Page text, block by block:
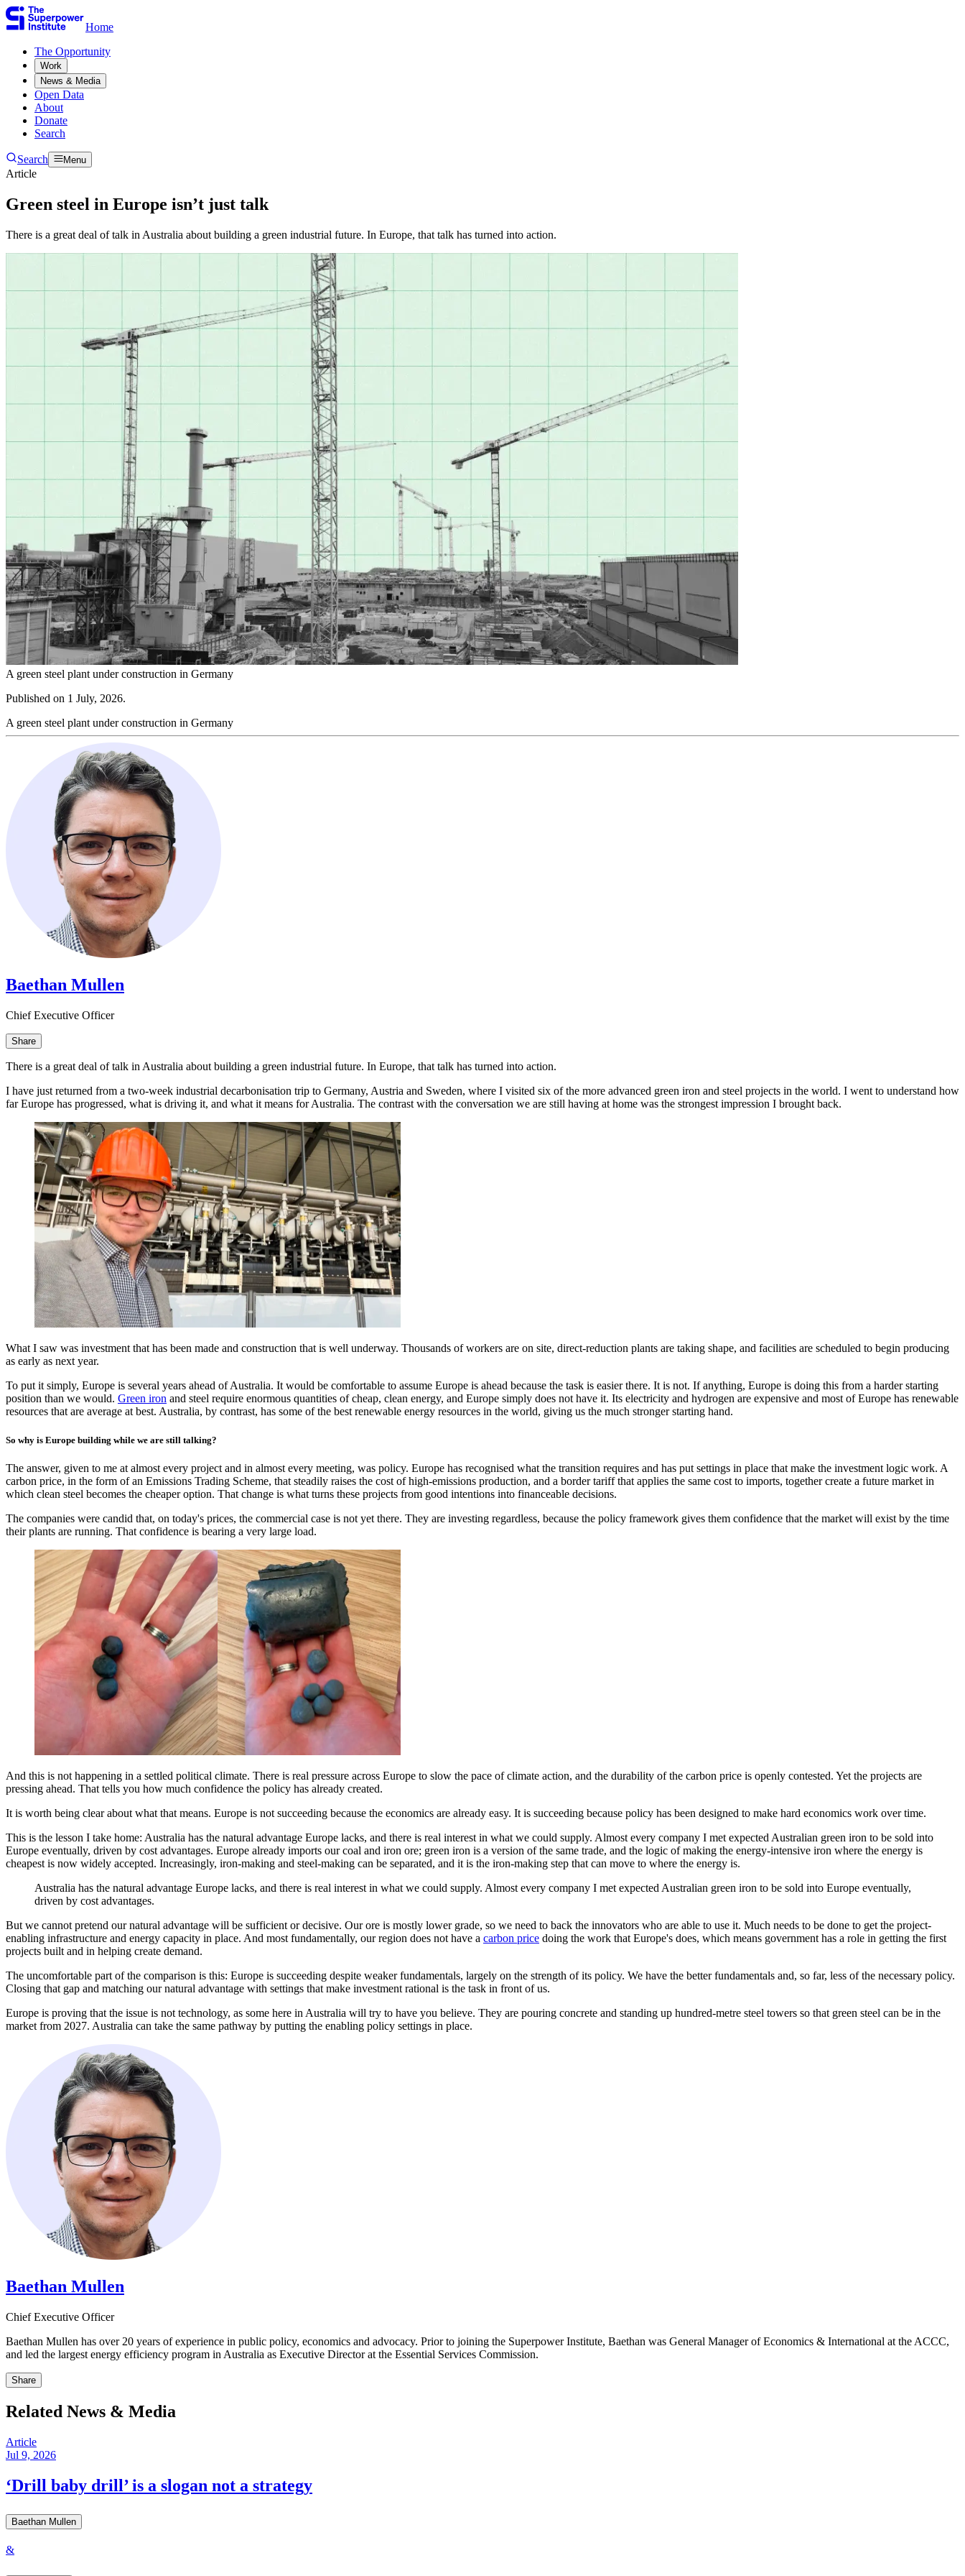
Home
The Opportunity​​​​‌ ‍ ​‍​‍‌‍ ‌ ​‍‌‍‍‌‌‍‌ ‌‍‍‌‌‍ ‍​‍​‍​ ‍‍​‍​‍‌ ​ ‌‍​‌‌‍ ‍‌‍‍‌‌ ‌​‌ ‍‌​‍ ‍‌‍‍‌‌‍ ​‍​‍​‍ ​​‍​‍‌‍‍​‌ ​‍‌‍‌‌‌‍‌‍​‍​‍​ ‍‍​‍​‍‌‍‍​‌ ‌​‌ ‌​‌ ​​​ ‍‍​‍ ​‍ ‌‍ ​‌‍ ‌‍​ ‌‍​‌‌‍ ​‌‍‍​‌‍ ‌ ​ ‌ ‌​​ ‍‍​ ​ ​ ​ ​ ​ ​ ​ ​‍ ‌‍‍‌‌‍ ‍‌ ‌​‌‍‌‌‌‍ ‍‌ ‌​​‍ ‌‍‌‌‌‍‌​‌‍‍‌‌ ‌​​‍ ‌‍ ‌‌‍ ‌‍‌​‌‍‌‌​ ‌‌ ​​‌ ​‍‌‍‌‌‌ ​ ‌‍‌‌‌‍ ‍‌ ‌​‌‍​‌‌ ‌​‌‍‍‌‌‍ ‌‍ ‍​ ‍ ‌‍‍‌‌‍‌​​ ‌​ ​‍​ ‌‍​ ‌‌​ ‌‍​ ​​‌‍‌‌​ ‍​​ ​​​‍ ‌​ ‌ ​ ‌​​ ‌‍​ ‌‌​‍ ‌​ ‌​​ ‍​​ ​ ​ ‍‌​‍ ‌​ ‍​​ ‌‍​ ​‍​ ‍‌​‍ ‌​ ‌‌​ ‌‌​ ‌ ​ ​‍‌‍‌‍​ ‍​​ ​‍​ ‍‌​ ‌‌​ ‍​​ ​​‌‍‌‌​ ‍ ‌ ‌​‌ ‍‌‌ ​​‌‍‌‌​ ‌‌ ​ ‌‍‌‌‌ ‌​‌ ‌​‌‍‍‌‌‍ ‍‌‍‌ ‌ ​ ​ ‍ ‌ ​​‌‍​‌‌ ‌​‌‍‍​​ ‌‌ ​ ‌‍‍‌‌ ‌​‌‍‌‌‌​ ‍‌‍​‌‌ ‌‍‌​‍‌‌ ‌​‌‍‌‌‌‍ ‌‌ ​ ​‍‌‌​ ‌‌‌​​‍‌‌ ‌‍‍ ‌‍‌‌‌ ‍‌​‍‌‌​ ​ ‌​‌​​‍‌‌​ ​ ‌​‌​​‍‌‌​ ​‍​ ​‍‌‍‌‌‌‍​‍‌‍‌‌‌‍​ ‌‍​‍‌‍​‌​ ​​​ ​​​ ​​​ ‌​​ ​​‌‍​ ​‍‌‌​ ​‍​ ​‍​‍‌‌​ ‌‌‌​‌​​‍ ‍‌‍ ​‌‍​‌‌‍​‍‌‍‌‌‌‍ ​​ ‌‍​‍‌‍​‌‌ ​ ‌‍‌‌‌‌‌‌‌ ​‍‌‍ ​​ ‌‌‍‍​‌ ‌​‌ ‌​‌ ​​​‍‌‌​ ​ ‌​​‌​‍‌‌​ ​‍‌​‌‍​‍‌‌​ ​‍‌​‌‍‌‍ ​‌‍ ‌‍​ ‌‍​‌‌‍ ​‌‍‍​‌‍ ‌ ​ ‌ ‌​​‍‌‌​ ​ ‌​​‌​ ​ ​ ​ ​ ​ ​ ​ ​‍‌‍‌‍‍‌‌‍‌​​ ‌​ ​‍​ ‌‍​ ‌‌​ ‌‍​ ​​‌‍‌‌​ ‍​​ ​​​‍ ‌​ ‌ ​ ‌​​ ‌‍​ ‌‌​‍ ‌​ ‌​​ ‍​​ ​ ​ ‍‌​‍ ‌​ ‍​​ ‌‍​ ​‍​ ‍‌​‍ ‌​ ‌‌​ ‌‌​ ‌ ​ ​‍‌‍‌‍​ ‍​​ ​‍​ ‍‌​ ‌‌​ ‍​​ ​​‌‍‌‌​‍‌‍‌ ‌​‌ ‍‌‌ ​​‌‍‌‌​ ‌‌ ​ ‌‍‌‌‌ ‌​‌ ‌​‌‍‍‌‌‍ ‍‌‍‌ ‌ ​ ​‍‌‍‌ ​​‌‍​‌‌ ‌​‌‍‍​​ ‌‌ ​ ‌‍‍‌‌ ‌​‌‍‌‌‌​ ‍‌‍​‌‌ ‌‍‌​‍‌‌ ‌​‌‍‌‌‌‍ ‌‌ ​ ​‍‌‌​ ‌‌‌​​‍‌‌ ‌‍‍ ‌‍‌‌‌ ‍‌​‍‌‌​ ​ ‌​‌​​‍‌‌​ ​ ‌​‌​​‍‌‌​ ​‍​ ​‍‌‍‌‌‌‍​‍‌‍‌‌‌‍​ ‌‍​‍‌‍​‌​ ​​​ ​​​ ​​​ ‌​​ ​​‌‍​ ​‍‌‌​ ​‍​ ​‍​‍‌‌​ ‌‌‌​‌​​‍ ‍‌‍ ​‌‍​‌‌‍​‍‌‍‌‌‌‍ ​​‍‌‍‌ ​​‌‍‌‌‌ ​‍‌ ​ ‌ ​​‌‍‌‌‌‍​ ‌ ‌​‌‍‍‌‌ ‌‍‌‍‌‌​ ‌‌ ​​‌ ‌‌‌‍​‍‌‍ ​‌‍‍‌‌ ​ ‌‍‍​‌‍‌‌‌‍‌​​‍​‍‌ ‌
Work​​​​‌ ‍ ​‍​‍‌‍ ‌ ​‍‌‍‍‌‌‍‌ ‌‍‍‌‌‍ ‍​‍​‍​ ‍‍​‍​‍‌ ​ ‌‍​‌‌‍ ‍‌‍‍‌‌ ‌​‌ ‍‌​‍ ‍‌‍‍‌‌‍ ​‍​‍​‍ ​​‍​‍‌‍‍​‌ ​‍‌‍‌‌‌‍‌‍​‍​‍​ ‍‍​‍​‍‌‍‍​‌ ‌​‌ ‌​‌ ​​​ ‍‍​‍ ​‍ ‌‍ ​‌‍ ‌‍​ ‌‍​‌‌‍ ​‌‍‍​‌‍ ‌ ​ ‌ ‌​​ ‍‍​ ​ ​ ​ ​ ​ ​ ​ ​‍ ‌‍‍‌‌‍ ‍‌ ‌​‌‍‌‌‌‍ ‍‌ ‌​​‍ ‌‍‌‌‌‍‌​‌‍‍‌‌ ‌​​‍ ‌‍ ‌‌‍ ‌‍‌​‌‍‌‌​ ‌‌ ​​‌ ​‍‌‍‌‌‌ ​ ‌‍‌‌‌‍ ‍‌ ‌​‌‍​‌‌ ‌​‌‍‍‌‌‍ ‌‍ ‍​ ‍ ‌‍‍‌‌‍‌​​ ‌​ ​‍​ ‌‍​ ‌‌​ ‌‍​ ​​‌‍‌‌​ ‍​​ ​​​‍ ‌​ ‌ ​ ‌​​ ‌‍​ ‌‌​‍ ‌​ ‌​​ ‍​​ ​ ​ ‍‌​‍ ‌​ ‍​​ ‌‍​ ​‍​ ‍‌​‍ ‌​ ‌‌​ ‌‌​ ‌ ​ ​‍‌‍‌‍​ ‍​​ ​‍​ ‍‌​ ‌‌​ ‍​​ ​​‌‍‌‌​ ‍ ‌ ‌​‌ ‍‌‌ ​​‌‍‌‌​ ‌‌ ​ ‌‍‌‌‌ ‌​‌ ‌​‌‍‍‌‌‍ ‍‌‍‌ ‌ ​ ​ ‍ ‌ ​​‌‍​‌‌ ‌​‌‍‍​​ ‌‌ ​ ‌‍‍‌‌ ‌​‌‍‌‌‌​ ‍‌‍​‌‌ ‌‍‌​‍‌‌ ‌​‌‍‌‌‌‍ ‌‌ ​ ​‍‌‌​ ‌‌‌​​‍‌‌ ‌‍‍ ‌‍‌‌‌ ‍‌​‍‌‌​ ​ ‌​‌​​‍‌‌​ ​ ‌​‌​​‍‌‌​ ​‍​ ​‍​ ‌‌​ ​​‌‍‌‍‌‍​‌‌‍‌​​ ‌‌​ ‌ ‌‍‌‍​ ‌ ‌‍​‌‌‍‌‌​ ​‍​ ‌ ​ ‌​‌‍‌‌​ ‍‌‌‍​ ​ ​​‌‍‌​​ ‍‌​ ​ ​ ‌‌​ ‌‌​ ​‍​ ‌ ​ ‌ ​ ‌‌‌‍‌​‌‍​‌​ ‍‌​ ​​​ ‌ ​‍‌‌​ ​‍​ ​‍​‍‌‌​ ‌‌‌​‌​​‍ ‍‌‍ ​‌‍​‌‌‍​‍‌‍‌‌‌‍ ​​ ‌‍​‍‌‍​‌‌ ​ ‌‍‌‌‌‌‌‌‌ ​‍‌‍ ​​ ‌‌‍‍​‌ ‌​‌ ‌​‌ ​​​‍‌‌​ ​ ‌​​‌​‍‌‌​ ​‍‌​‌‍​‍‌‌​ ​‍‌​‌‍‌‍ ​‌‍ ‌‍​ ‌‍​‌‌‍ ​‌‍‍​‌‍ ‌ ​ ‌ ‌​​‍‌‌​ ​ ‌​​‌​ ​ ​ ​ ​ ​ ​ ​ ​‍‌‍‌‍‍‌‌‍‌​​ ‌​ ​‍​ ‌‍​ ‌‌​ ‌‍​ ​​‌‍‌‌​ ‍​​ ​​​‍ ‌​ ‌ ​ ‌​​ ‌‍​ ‌‌​‍ ‌​ ‌​​ ‍​​ ​ ​ ‍‌​‍ ‌​ ‍​​ ‌‍​ ​‍​ ‍‌​‍ ‌​ ‌‌​ ‌‌​ ‌ ​ ​‍‌‍‌‍​ ‍​​ ​‍​ ‍‌​ ‌‌​ ‍​​ ​​‌‍‌‌​‍‌‍‌ ‌​‌ ‍‌‌ ​​‌‍‌‌​ ‌‌ ​ ‌‍‌‌‌ ‌​‌ ‌​‌‍‍‌‌‍ ‍‌‍‌ ‌ ​ ​‍‌‍‌ ​​‌‍​‌‌ ‌​‌‍‍​​ ‌‌ ​ ‌‍‍‌‌ ‌​‌‍‌‌‌​ ‍‌‍​‌‌ ‌‍‌​‍‌‌ ‌​‌‍‌‌‌‍ ‌‌ ​ ​‍‌‌​ ‌‌‌​​‍‌‌ ‌‍‍ ‌‍‌‌‌ ‍‌​‍‌‌​ ​ ‌​‌​​‍‌‌​ ​ ‌​‌​​‍‌‌​ ​‍​ ​‍​ ‌‌​ ​​‌‍‌‍‌‍​‌‌‍‌​​ ‌‌​ ‌ ‌‍‌‍​ ‌ ‌‍​‌‌‍‌‌​ ​‍​ ‌ ​ ‌​‌‍‌‌​ ‍‌‌‍​ ​ ​​‌‍‌​​ ‍‌​ ​ ​ ‌‌​ ‌‌​ ​‍​ ‌ ​ ‌ ​ ‌‌‌‍‌​‌‍​‌​ ‍‌​ ​​​ ‌ ​‍‌‌​ ​‍​ ​‍​‍‌‌​ ‌‌‌​‌​​‍ ‍‌‍ ​‌‍​‌‌‍​‍‌‍‌‌‌‍ ​​‍‌‍‌ ​​‌‍‌‌‌ ​‍‌ ​ ‌ ​​‌‍‌‌‌‍​ ‌ ‌​‌‍‍‌‌ ‌‍‌‍‌‌​ ‌‌ ​​‌ ‌‌‌‍​‍‌‍ ​‌‍‍‌‌ ​ ‌‍‍​‌‍‌‌‌‍‌​​‍​‍‌ ‌
News & Media​​​​‌ ‍ ​‍​‍‌‍ ‌ ​‍‌‍‍‌‌‍‌ ‌‍‍‌‌‍ ‍​‍​‍​ ‍‍​‍​‍‌ ​ ‌‍​‌‌‍ ‍‌‍‍‌‌ ‌​‌ ‍‌​‍ ‍‌‍‍‌‌‍ ​‍​‍​‍ ​​‍​‍‌‍‍​‌ ​‍‌‍‌‌‌‍‌‍​‍​‍​ ‍‍​‍​‍‌‍‍​‌ ‌​‌ ‌​‌ ​​​ ‍‍​‍ ​‍ ‌‍ ​‌‍ ‌‍​ ‌‍​‌‌‍ ​‌‍‍​‌‍ ‌ ​ ‌ ‌​​ ‍‍​ ​ ​ ​ ​ ​ ​ ​ ​‍ ‌‍‍‌‌‍ ‍‌ ‌​‌‍‌‌‌‍ ‍‌ ‌​​‍ ‌‍‌‌‌‍‌​‌‍‍‌‌ ‌​​‍ ‌‍ ‌‌‍ ‌‍‌​‌‍‌‌​ ‌‌ ​​‌ ​‍‌‍‌‌‌ ​ ‌‍‌‌‌‍ ‍‌ ‌​‌‍​‌‌ ‌​‌‍‍‌‌‍ ‌‍ ‍​ ‍ ‌‍‍‌‌‍‌​​ ‌​ ​‍​ ‌‍​ ‌‌​ ‌‍​ ​​‌‍‌‌​ ‍​​ ​​​‍ ‌​ ‌ ​ ‌​​ ‌‍​ ‌‌​‍ ‌​ ‌​​ ‍​​ ​ ​ ‍‌​‍ ‌​ ‍​​ ‌‍​ ​‍​ ‍‌​‍ ‌​ ‌‌​ ‌‌​ ‌ ​ ​‍‌‍‌‍​ ‍​​ ​‍​ ‍‌​ ‌‌​ ‍​​ ​​‌‍‌‌​ ‍ ‌ ‌​‌ ‍‌‌ ​​‌‍‌‌​ ‌‌ ​ ‌‍‌‌‌ ‌​‌ ‌​‌‍‍‌‌‍ ‍‌‍‌ ‌ ​ ​ ‍ ‌ ​​‌‍​‌‌ ‌​‌‍‍​​ ‌‌ ​ ‌‍‍‌‌ ‌​‌‍‌‌‌​ ‍‌‍​‌‌ ‌‍‌​‍‌‌ ‌​‌‍‌‌‌‍ ‌‌ ​ ​‍‌‌​ ‌‌‌​​‍‌‌ ‌‍‍ ‌‍‌‌‌ ‍‌​‍‌‌​ ​ ‌​‌​​‍‌‌​ ​ ‌​‌​​‍‌‌​ ​‍​ ​‍​ ​​​ ​ ​ ‌‌​ ‍‌​ ‌‍‌‍‌‌‌‍‌​‌‍‌‌​ ‍​​ ​​​ ‌ ​ ‌‌​‍‌‌​ ​‍​ ​‍​‍‌‌​ ‌‌‌​‌​​‍ ‍‌‍ ​‌‍​‌‌‍​‍‌‍‌‌‌‍ ​​ ‌‍​‍‌‍​‌‌ ​ ‌‍‌‌‌‌‌‌‌ ​‍‌‍ ​​ ‌‌‍‍​‌ ‌​‌ ‌​‌ ​​​‍‌‌​ ​ ‌​​‌​‍‌‌​ ​‍‌​‌‍​‍‌‌​ ​‍‌​‌‍‌‍ ​‌‍ ‌‍​ ‌‍​‌‌‍ ​‌‍‍​‌‍ ‌ ​ ‌ ‌​​‍‌‌​ ​ ‌​​‌​ ​ ​ ​ ​ ​ ​ ​ ​‍‌‍‌‍‍‌‌‍‌​​ ‌​ ​‍​ ‌‍​ ‌‌​ ‌‍​ ​​‌‍‌‌​ ‍​​ ​​​‍ ‌​ ‌ ​ ‌​​ ‌‍​ ‌‌​‍ ‌​ ‌​​ ‍​​ ​ ​ ‍‌​‍ ‌​ ‍​​ ‌‍​ ​‍​ ‍‌​‍ ‌​ ‌‌​ ‌‌​ ‌ ​ ​‍‌‍‌‍​ ‍​​ ​‍​ ‍‌​ ‌‌​ ‍​​ ​​‌‍‌‌​‍‌‍‌ ‌​‌ ‍‌‌ ​​‌‍‌‌​ ‌‌ ​ ‌‍‌‌‌ ‌​‌ ‌​‌‍‍‌‌‍ ‍‌‍‌ ‌ ​ ​‍‌‍‌ ​​‌‍​‌‌ ‌​‌‍‍​​ ‌‌ ​ ‌‍‍‌‌ ‌​‌‍‌‌‌​ ‍‌‍​‌‌ ‌‍‌​‍‌‌ ‌​‌‍‌‌‌‍ ‌‌ ​ ​‍‌‌​ ‌‌‌​​‍‌‌ ‌‍‍ ‌‍‌‌‌ ‍‌​‍‌‌​ ​ ‌​‌​​‍‌‌​ ​ ‌​‌​​‍‌‌​ ​‍​ ​‍​ ​​​ ​ ​ ‌‌​ ‍‌​ ‌‍‌‍‌‌‌‍‌​‌‍‌‌​ ‍​​ ​​​ ‌ ​ ‌‌​‍‌‌​ ​‍​ ​‍​‍‌‌​ ‌‌‌​‌​​‍ ‍‌‍ ​‌‍​‌‌‍​‍‌‍‌‌‌‍ ​​‍‌‍‌ ​​‌‍‌‌‌ ​‍‌ ​ ‌ ​​‌‍‌‌‌‍​ ‌ ‌​‌‍‍‌‌ ‌‍‌‍‌‌​ ‌‌ ​​‌ ‌‌‌‍​‍‌‍ ​‌‍‍‌‌ ​ ‌‍‍​‌‍‌‌‌‍‌​​‍​‍‌ ‌
Open Data​​​​‌ ‍ ​‍​‍‌‍ ‌ ​‍‌‍‍‌‌‍‌ ‌‍‍‌‌‍ ‍​‍​‍​ ‍‍​‍​‍‌ ​ ‌‍​‌‌‍ ‍‌‍‍‌‌ ‌​‌ ‍‌​‍ ‍‌‍‍‌‌‍ ​‍​‍​‍ ​​‍​‍‌‍‍​‌ ​‍‌‍‌‌‌‍‌‍​‍​‍​ ‍‍​‍​‍‌‍‍​‌ ‌​‌ ‌​‌ ​​​ ‍‍​‍ ​‍ ‌‍ ​‌‍ ‌‍​ ‌‍​‌‌‍ ​‌‍‍​‌‍ ‌ ​ ‌ ‌​​ ‍‍​ ​ ​ ​ ​ ​ ​ ​ ​‍ ‌‍‍‌‌‍ ‍‌ ‌​‌‍‌‌‌‍ ‍‌ ‌​​‍ ‌‍‌‌‌‍‌​‌‍‍‌‌ ‌​​‍ ‌‍ ‌‌‍ ‌‍‌​‌‍‌‌​ ‌‌ ​​‌ ​‍‌‍‌‌‌ ​ ‌‍‌‌‌‍ ‍‌ ‌​‌‍​‌‌ ‌​‌‍‍‌‌‍ ‌‍ ‍​ ‍ ‌‍‍‌‌‍‌​​ ‌​ ​‍​ ‌‍​ ‌‌​ ‌‍​ ​​‌‍‌‌​ ‍​​ ​​​‍ ‌​ ‌ ​ ‌​​ ‌‍​ ‌‌​‍ ‌​ ‌​​ ‍​​ ​ ​ ‍‌​‍ ‌​ ‍​​ ‌‍​ ​‍​ ‍‌​‍ ‌​ ‌‌​ ‌‌​ ‌ ​ ​‍‌‍‌‍​ ‍​​ ​‍​ ‍‌​ ‌‌​ ‍​​ ​​‌‍‌‌​ ‍ ‌ ‌​‌ ‍‌‌ ​​‌‍‌‌​ ‌‌ ​ ‌‍‌‌‌ ‌​‌ ‌​‌‍‍‌‌‍ ‍‌‍‌ ‌ ​ ​ ‍ ‌ ​​‌‍​‌‌ ‌​‌‍‍​​ ‌‌ ​ ‌‍‍‌‌ ‌​‌‍‌‌‌​ ‍‌‍​‌‌ ‌‍‌​‍‌‌ ‌​‌‍‌‌‌‍ ‌‌ ​ ​‍‌‌​ ‌‌‌​​‍‌‌ ‌‍‍ ‌‍‌‌‌ ‍‌​‍‌‌​ ​ ‌​‌​​‍‌‌​ ​ ‌​‌​​‍‌‌​ ​‍​ ​‍​ ‍​‌‍‌‍‌‍‌​​ ​ ​ ‍​‌‍​‍‌‍‌‌‌‍​ ​ ​‍‌‍​‍​ ‍‌​ ​ ​‍‌‌​ ​‍​ ​‍​‍‌‌​ ‌‌‌​‌​​‍ ‍‌‍ ​‌‍​‌‌‍​‍‌‍‌‌‌‍ ​​ ‌‍​‍‌‍​‌‌ ​ ‌‍‌‌‌‌‌‌‌ ​‍‌‍ ​​ ‌‌‍‍​‌ ‌​‌ ‌​‌ ​​​‍‌‌​ ​ ‌​​‌​‍‌‌​ ​‍‌​‌‍​‍‌‌​ ​‍‌​‌‍‌‍ ​‌‍ ‌‍​ ‌‍​‌‌‍ ​‌‍‍​‌‍ ‌ ​ ‌ ‌​​‍‌‌​ ​ ‌​​‌​ ​ ​ ​ ​ ​ ​ ​ ​‍‌‍‌‍‍‌‌‍‌​​ ‌​ ​‍​ ‌‍​ ‌‌​ ‌‍​ ​​‌‍‌‌​ ‍​​ ​​​‍ ‌​ ‌ ​ ‌​​ ‌‍​ ‌‌​‍ ‌​ ‌​​ ‍​​ ​ ​ ‍‌​‍ ‌​ ‍​​ ‌‍​ ​‍​ ‍‌​‍ ‌​ ‌‌​ ‌‌​ ‌ ​ ​‍‌‍‌‍​ ‍​​ ​‍​ ‍‌​ ‌‌​ ‍​​ ​​‌‍‌‌​‍‌‍‌ ‌​‌ ‍‌‌ ​​‌‍‌‌​ ‌‌ ​ ‌‍‌‌‌ ‌​‌ ‌​‌‍‍‌‌‍ ‍‌‍‌ ‌ ​ ​‍‌‍‌ ​​‌‍​‌‌ ‌​‌‍‍​​ ‌‌ ​ ‌‍‍‌‌ ‌​‌‍‌‌‌​ ‍‌‍​‌‌ ‌‍‌​‍‌‌ ‌​‌‍‌‌‌‍ ‌‌ ​ ​‍‌‌​ ‌‌‌​​‍‌‌ ‌‍‍ ‌‍‌‌‌ ‍‌​‍‌‌​ ​ ‌​‌​​‍‌‌​ ​ ‌​‌​​‍‌‌​ ​‍​ ​‍​ ‍​‌‍‌‍‌‍‌​​ ​ ​ ‍​‌‍​‍‌‍‌‌‌‍​ ​ ​‍‌‍​‍​ ‍‌​ ​ ​‍‌‌​ ​‍​ ​‍​‍‌‌​ ‌‌‌​‌​​‍ ‍‌‍ ​‌‍​‌‌‍​‍‌‍‌‌‌‍ ​​‍‌‍‌ ​​‌‍‌‌‌ ​‍‌ ​ ‌ ​​‌‍‌‌‌‍​ ‌ ‌​‌‍‍‌‌ ‌‍‌‍‌‌​ ‌‌ ​​‌ ‌‌‌‍​‍‌‍ ​‌‍‍‌‌ ​ ‌‍‍​‌‍‌‌‌‍‌​​‍​‍‌ ‌
About​​​​‌ ‍ ​‍​‍‌‍ ‌ ​‍‌‍‍‌‌‍‌ ‌‍‍‌‌‍ ‍​‍​‍​ ‍‍​‍​‍‌ ​ ‌‍​‌‌‍ ‍‌‍‍‌‌ ‌​‌ ‍‌​‍ ‍‌‍‍‌‌‍ ​‍​‍​‍ ​​‍​‍‌‍‍​‌ ​‍‌‍‌‌‌‍‌‍​‍​‍​ ‍‍​‍​‍‌‍‍​‌ ‌​‌ ‌​‌ ​​​ ‍‍​‍ ​‍ ‌‍ ​‌‍ ‌‍​ ‌‍​‌‌‍ ​‌‍‍​‌‍ ‌ ​ ‌ ‌​​ ‍‍​ ​ ​ ​ ​ ​ ​ ​ ​‍ ‌‍‍‌‌‍ ‍‌ ‌​‌‍‌‌‌‍ ‍‌ ‌​​‍ ‌‍‌‌‌‍‌​‌‍‍‌‌ ‌​​‍ ‌‍ ‌‌‍ ‌‍‌​‌‍‌‌​ ‌‌ ​​‌ ​‍‌‍‌‌‌ ​ ‌‍‌‌‌‍ ‍‌ ‌​‌‍​‌‌ ‌​‌‍‍‌‌‍ ‌‍ ‍​ ‍ ‌‍‍‌‌‍‌​​ ‌​ ​‍​ ‌‍​ ‌‌​ ‌‍​ ​​‌‍‌‌​ ‍​​ ​​​‍ ‌​ ‌ ​ ‌​​ ‌‍​ ‌‌​‍ ‌​ ‌​​ ‍​​ ​ ​ ‍‌​‍ ‌​ ‍​​ ‌‍​ ​‍​ ‍‌​‍ ‌​ ‌‌​ ‌‌​ ‌ ​ ​‍‌‍‌‍​ ‍​​ ​‍​ ‍‌​ ‌‌​ ‍​​ ​​‌‍‌‌​ ‍ ‌ ‌​‌ ‍‌‌ ​​‌‍‌‌​ ‌‌ ​ ‌‍‌‌‌ ‌​‌ ‌​‌‍‍‌‌‍ ‍‌‍‌ ‌ ​ ​ ‍ ‌ ​​‌‍​‌‌ ‌​‌‍‍​​ ‌‌ ​ ‌‍‍‌‌ ‌​‌‍‌‌‌​ ‍‌‍​‌‌ ‌‍‌​‍‌‌ ‌​‌‍‌‌‌‍ ‌‌ ​ ​‍‌‌​ ‌‌‌​​‍‌‌ ‌‍‍ ‌‍‌‌‌ ‍‌​‍‌‌​ ​ ‌​‌​​‍‌‌​ ​ ‌​‌​​‍‌‌​ ​‍​ ​‍​ ‌‍​ ​ ‌‍‌‌‌‍​‌‌‍​‍‌‍‌​‌‍‌‌​ ​​​ ‌‍​ ‌ ​ ‌ ​ ‌‌​‍‌‌​ ​‍​ ​‍​‍‌‌​ ‌‌‌​‌​​‍ ‍‌‍ ​‌‍​‌‌‍​‍‌‍‌‌‌‍ ​​ ‌‍​‍‌‍​‌‌ ​ ‌‍‌‌‌‌‌‌‌ ​‍‌‍ ​​ ‌‌‍‍​‌ ‌​‌ ‌​‌ ​​​‍‌‌​ ​ ‌​​‌​‍‌‌​ ​‍‌​‌‍​‍‌‌​ ​‍‌​‌‍‌‍ ​‌‍ ‌‍​ ‌‍​‌‌‍ ​‌‍‍​‌‍ ‌ ​ ‌ ‌​​‍‌‌​ ​ ‌​​‌​ ​ ​ ​ ​ ​ ​ ​ ​‍‌‍‌‍‍‌‌‍‌​​ ‌​ ​‍​ ‌‍​ ‌‌​ ‌‍​ ​​‌‍‌‌​ ‍​​ ​​​‍ ‌​ ‌ ​ ‌​​ ‌‍​ ‌‌​‍ ‌​ ‌​​ ‍​​ ​ ​ ‍‌​‍ ‌​ ‍​​ ‌‍​ ​‍​ ‍‌​‍ ‌​ ‌‌​ ‌‌​ ‌ ​ ​‍‌‍‌‍​ ‍​​ ​‍​ ‍‌​ ‌‌​ ‍​​ ​​‌‍‌‌​‍‌‍‌ ‌​‌ ‍‌‌ ​​‌‍‌‌​ ‌‌ ​ ‌‍‌‌‌ ‌​‌ ‌​‌‍‍‌‌‍ ‍‌‍‌ ‌ ​ ​‍‌‍‌ ​​‌‍​‌‌ ‌​‌‍‍​​ ‌‌ ​ ‌‍‍‌‌ ‌​‌‍‌‌‌​ ‍‌‍​‌‌ ‌‍‌​‍‌‌ ‌​‌‍‌‌‌‍ ‌‌ ​ ​‍‌‌​ ‌‌‌​​‍‌‌ ‌‍‍ ‌‍‌‌‌ ‍‌​‍‌‌​ ​ ‌​‌​​‍‌‌​ ​ ‌​‌​​‍‌‌​ ​‍​ ​‍​ ‌‍​ ​ ‌‍‌‌‌‍​‌‌‍​‍‌‍‌​‌‍‌‌​ ​​​ ‌‍​ ‌ ​ ‌ ​ ‌‌​‍‌‌​ ​‍​ ​‍​‍‌‌​ ‌‌‌​‌​​‍ ‍‌‍ ​‌‍​‌‌‍​‍‌‍‌‌‌‍ ​​‍‌‍‌ ​​‌‍‌‌‌ ​‍‌ ​ ‌ ​​‌‍‌‌‌‍​ ‌ ‌​‌‍‍‌‌ ‌‍‌‍‌‌​ ‌‌ ​​‌ ‌‌‌‍​‍‌‍ ​‌‍‍‌‌ ​ ‌‍‍​‌‍‌‌‌‍‌​​‍​‍‌ ‌
Donate​​​​‌ ‍ ​‍​‍‌‍ ‌ ​‍‌‍‍‌‌‍‌ ‌‍‍‌‌‍ ‍​‍​‍​ ‍‍​‍​‍‌ ​ ‌‍​‌‌‍ ‍‌‍‍‌‌ ‌​‌ ‍‌​‍ ‍‌‍‍‌‌‍ ​‍​‍​‍ ​​‍​‍‌‍‍​‌ ​‍‌‍‌‌‌‍‌‍​‍​‍​ ‍‍​‍​‍‌‍‍​‌ ‌​‌ ‌​‌ ​​​ ‍‍​‍ ​‍ ‌‍ ​‌‍ ‌‍​ ‌‍​‌‌‍ ​‌‍‍​‌‍ ‌ ​ ‌ ‌​​ ‍‍​ ​ ​ ​ ​ ​ ​ ​ ​‍ ‌‍‍‌‌‍ ‍‌ ‌​‌‍‌‌‌‍ ‍‌ ‌​​‍ ‌‍‌‌‌‍‌​‌‍‍‌‌ ‌​​‍ ‌‍ ‌‌‍ ‌‍‌​‌‍‌‌​ ‌‌ ​​‌ ​‍‌‍‌‌‌ ​ ‌‍‌‌‌‍ ‍‌ ‌​‌‍​‌‌ ‌​‌‍‍‌‌‍ ‌‍ ‍​ ‍ ‌‍‍‌‌‍‌​​ ‌​ ​‍​ ‌‍​ ‌‌​ ‌‍​ ​​‌‍‌‌​ ‍​​ ​​​‍ ‌​ ‌ ​ ‌​​ ‌‍​ ‌‌​‍ ‌​ ‌​​ ‍​​ ​ ​ ‍‌​‍ ‌​ ‍​​ ‌‍​ ​‍​ ‍‌​‍ ‌​ ‌‌​ ‌‌​ ‌ ​ ​‍‌‍‌‍​ ‍​​ ​‍​ ‍‌​ ‌‌​ ‍​​ ​​‌‍‌‌​ ‍ ‌ ‌​‌ ‍‌‌ ​​‌‍‌‌​ ‌‌ ​ ‌‍‌‌‌ ‌​‌ ‌​‌‍‍‌‌‍ ‍‌‍‌ ‌ ​ ​ ‍ ‌ ​​‌‍​‌‌ ‌​‌‍‍​​ ‌‌ ​ ‌‍‍‌‌ ‌​‌‍‌‌‌​ ‍‌‍​‌‌ ‌‍‌​‍‌‌ ‌​‌‍‌‌‌‍ ‌‌ ​ ​‍‌‌​ ‌‌‌​​‍‌‌ ‌‍‍ ‌‍‌‌‌ ‍‌​‍‌‌​ ​ ‌​‌​​‍‌‌​ ​ ‌​‌​​‍‌‌​ ​‍​ ​‍​ ‌​​ ‍‌​ ‌‍​ ​ ​ ‍​‌‍​ ​ ‌‌​ ​‍‌‍‌‌​ ​‍​ ‌‌‌‍‌‌​‍‌‌​ ​‍​ ​‍​‍‌‌​ ‌‌‌​‌​​‍ ‍‌‍ ​‌‍​‌‌‍​‍‌‍‌‌‌‍ ​​ ‌‍​‍‌‍​‌‌ ​ ‌‍‌‌‌‌‌‌‌ ​‍‌‍ ​​ ‌‌‍‍​‌ ‌​‌ ‌​‌ ​​​‍‌‌​ ​ ‌​​‌​‍‌‌​ ​‍‌​‌‍​‍‌‌​ ​‍‌​‌‍‌‍ ​‌‍ ‌‍​ ‌‍​‌‌‍ ​‌‍‍​‌‍ ‌ ​ ‌ ‌​​‍‌‌​ ​ ‌​​‌​ ​ ​ ​ ​ ​ ​ ​ ​‍‌‍‌‍‍‌‌‍‌​​ ‌​ ​‍​ ‌‍​ ‌‌​ ‌‍​ ​​‌‍‌‌​ ‍​​ ​​​‍ ‌​ ‌ ​ ‌​​ ‌‍​ ‌‌​‍ ‌​ ‌​​ ‍​​ ​ ​ ‍‌​‍ ‌​ ‍​​ ‌‍​ ​‍​ ‍‌​‍ ‌​ ‌‌​ ‌‌​ ‌ ​ ​‍‌‍‌‍​ ‍​​ ​‍​ ‍‌​ ‌‌​ ‍​​ ​​‌‍‌‌​‍‌‍‌ ‌​‌ ‍‌‌ ​​‌‍‌‌​ ‌‌ ​ ‌‍‌‌‌ ‌​‌ ‌​‌‍‍‌‌‍ ‍‌‍‌ ‌ ​ ​‍‌‍‌ ​​‌‍​‌‌ ‌​‌‍‍​​ ‌‌ ​ ‌‍‍‌‌ ‌​‌‍‌‌‌​ ‍‌‍​‌‌ ‌‍‌​‍‌‌ ‌​‌‍‌‌‌‍ ‌‌ ​ ​‍‌‌​ ‌‌‌​​‍‌‌ ‌‍‍ ‌‍‌‌‌ ‍‌​‍‌‌​ ​ ‌​‌​​‍‌‌​ ​ ‌​‌​​‍‌‌​ ​‍​ ​‍​ ‌​​ ‍‌​ ‌‍​ ​ ​ ‍​‌‍​ ​ ‌‌​ ​‍‌‍‌‌​ ​‍​ ‌‌‌‍‌‌​‍‌‌​ ​‍​ ​‍​‍‌‌​ ‌‌‌​‌​​‍ ‍‌‍ ​‌‍​‌‌‍​‍‌‍‌‌‌‍ ​​‍‌‍‌ ​​‌‍‌‌‌ ​‍‌ ​ ‌ ​​‌‍‌‌‌‍​ ‌ ‌​‌‍‍‌‌ ‌‍‌‍‌‌​ ‌‌ ​​‌ ‌‌‌‍​‍‌‍ ​‌‍‍‌‌ ​ ‌‍‍​‌‍‌‌‌‍‌​​‍​‍‌ ‌
Search
Search Menu
Article
Green steel in Europe isn’t just talk​​​​‌ ‍ ​‍​‍‌‍ ‌ ​‍‌‍‍‌‌‍‌ ‌‍‍‌‌‍ ‍​‍​‍​ ‍‍​‍​‍‌ ​ ‌‍​‌‌‍ ‍‌‍‍‌‌ ‌​‌ ‍‌​‍ ‍‌‍‍‌‌‍ ​‍​‍​‍ ​​‍​‍‌‍‍​‌ ​‍‌‍‌‌‌‍‌‍​‍​‍​ ‍‍​‍​‍‌‍‍​‌ ‌​‌ ‌​‌ ​​​ ‍‍​‍ ​‍ ‌‍ ​‌‍ ‌‍​ ‌‍​‌‌‍ ​‌‍‍​‌‍ ‌ ​ ‌ ‌​​ ‍‍​ ​ ​ ​ ​ ​ ​ ​ ​‍ ‌‍‍‌‌‍ ‍‌ ‌​‌‍‌‌‌‍ ‍‌ ‌​​‍ ‌‍‌‌‌‍‌​‌‍‍‌‌ ‌​​‍ ‌‍ ‌‌‍ ‌‍‌​‌‍‌‌​ ‌‌ ​​‌ ​‍‌‍‌‌‌ ​ ‌‍‌‌‌‍ ‍‌ ‌​‌‍​‌‌ ‌​‌‍‍‌‌‍ ‌‍ ‍​ ‍ ‌‍‍‌‌‍‌​​ ‌​ ‌ ​ ‌‍​ ​ ​ ‌‌‌‍‌‌​ ​‌​ ‍​‌‍‌‍​‍ ‌‌‍‌‌​ ​​​ ​‌​ ‌ ​‍ ‌​ ‌​‌‍​ ‌‍‌​​ ‍​​‍ ‌​ ‍‌‌‍‌‍‌‍‌​​ ‌ ​‍ ‌‌‍‌‍​ ​‍​ ‌ ​ ​ ​ ​‍​ ‍​​ ​​​ ‍‌​ ​​​ ‌ ‌‍‌‍‌‍​‌​ ‍ ‌ ‌​‌ ‍‌‌ ​​‌‍‌‌​ ‌‌‍ ‍‌‍‌‌‌ ‌ ‌ ​ ​ ‍ ‌ ​​‌‍​‌‌ ‌​‌‍‍​​ ‌‌ ‌​‌‍‍‌‌ ‌​‌‍ ​‌‍‌‌​ ‌‍​‍‌‍​‌‌ ​ ‌‍‌‌‌‌‌‌‌ ​‍‌‍ ​​ ‌‌‍‍​‌ ‌​‌ ‌​‌ ​​​‍‌‌​ ​ ‌​​‌​‍‌‌​ ​‍‌​‌‍​‍‌‌​ ​‍‌​‌‍‌‍ ​‌‍ ‌‍​ ‌‍​‌‌‍ ​‌‍‍​‌‍ ‌ ​ ‌ ‌​​‍‌‌​ ​ ‌​​‌​ ​ ​ ​ ​ ​ ​ ​ ​‍‌‍‌‍‍‌‌‍‌​​ ‌​ ‌ ​ ‌‍​ ​ ​ ‌‌‌‍‌‌​ ​‌​ ‍​‌‍‌‍​‍ ‌‌‍‌‌​ ​​​ ​‌​ ‌ ​‍ ‌​ ‌​‌‍​ ‌‍‌​​ ‍​​‍ ‌​ ‍‌‌‍‌‍‌‍‌​​ ‌ ​‍ ‌‌‍‌‍​ ​‍​ ‌ ​ ​ ​ ​‍​ ‍​​ ​​​ ‍‌​ ​​​ ‌ ‌‍‌‍‌‍​‌​‍‌‍‌ ‌​‌ ‍‌‌ ​​‌‍‌‌​ ‌‌‍ ‍‌‍‌‌‌ ‌ ‌ ​ ​‍‌‍‌ ​​‌‍​‌‌ ‌​‌‍‍​​ ‌‌ ‌​‌‍‍‌‌ ‌​‌‍ ​‌‍‌‌​‍‌‍‌ ​​‌‍‌‌‌ ​‍‌ ​ ‌ ​​‌‍‌‌‌‍​ ‌ ‌​‌‍‍‌‌ ‌‍‌‍‌‌​ ‌‌ ​​‌ ‌‌‌‍​‍‌‍ ​‌‍‍‌‌ ​ ‌‍‍​‌‍‌‌‌‍‌​​‍​‍‌ ‌
There is a great deal of talk in Australia about building a green industrial future. In Europe, that talk has turned into action.​​​​‌ ‍ ​‍​‍‌‍ ‌ ​‍‌‍‍‌‌‍‌ ‌‍‍‌‌‍ ‍​‍​‍​ ‍‍​‍​‍‌ ​ ‌‍​‌‌‍ ‍‌‍‍‌‌ ‌​‌ ‍‌​‍ ‍‌‍‍‌‌‍ ​‍​‍​‍ ​​‍​‍‌‍‍​‌ ​‍‌‍‌‌‌‍‌‍​‍​‍​ ‍‍​‍​‍‌‍‍​‌ ‌​‌ ‌​‌ ​​​ ‍‍​‍ ​‍ ‌‍ ​‌‍ ‌‍​ ‌‍​‌‌‍ ​‌‍‍​‌‍ ‌ ​ ‌ ‌​​ ‍‍​ ​ ​ ​ ​ ​ ​ ​ ​‍ ‌‍‍‌‌‍ ‍‌ ‌​‌‍‌‌‌‍ ‍‌ ‌​​‍ ‌‍‌‌‌‍‌​‌‍‍‌‌ ‌​​‍ ‌‍ ‌‌‍ ‌‍‌​‌‍‌‌​ ‌‌ ​​‌ ​‍‌‍‌‌‌ ​ ‌‍‌‌‌‍ ‍‌ ‌​‌‍​‌‌ ‌​‌‍‍‌‌‍ ‌‍ ‍​ ‍ ‌‍‍‌‌‍‌​​ ‌​ ‌ ​ ‌‍​ ​ ​ ‌‌‌‍‌‌​ ​‌​ ‍​‌‍‌‍​‍ ‌‌‍‌‌​ ​​​ ​‌​ ‌ ​‍ ‌​ ‌​‌‍​ ‌‍‌​​ ‍​​‍ ‌​ ‍‌‌‍‌‍‌‍‌​​ ‌ ​‍ ‌‌‍‌‍​ ​‍​ ‌ ​ ​ ​ ​‍​ ‍​​ ​​​ ‍‌​ ​​​ ‌ ‌‍‌‍‌‍​‌​ ‍ ‌ ‌​‌ ‍‌‌ ​​‌‍‌‌​ ‌‌‍ ‍‌‍‌‌‌ ‌ ‌ ​ ​ ‍ ‌ ​​‌‍​‌‌ ‌​‌‍‍​​ ‌‌‍‌​‌‍‌‌‌ ​ ‌‍​ ‌ ​‍‌‍‍‌‌ ​​‌ ‌​‌‍‍‌‌‍ ‌‍ ‍​‍‌‌​ ‌‌‌​​‍‌‌ ‌‍‍ ‌‍‌‌‌ ‍‌​‍‌‌​ ​ ‌​‌​​‍‌‌​ ​ ‌​‌​​‍‌‌​ ​‍​ ​‍​ ‍‌‌‍​‍‌‍‌‌​ ‌ ​ ​‍​ ​​‌‍​‌​ ​‌​ ​ ‌‍‌‌‌‍​ ​ ​ ​‍‌‌​ ​‍​ ​‍​‍‌‌​ ‌‌‌​‌​​‍ ‍‌‍​ ‌‍‍​‌‍‍‌‌‍ ​‌‍‌​‌ ​‍‌‍‌‌‌‍ ‍​‍‌‌​ ‌‌‌​​‍‌‌ ‌‍‍ ‌‍‌‌‌ ‍‌​‍‌‌​ ​ ‌​‌​​‍‌‌​ ​ ‌​‌​​‍‌‌​ ​‍​ ​‍‌‍‌​​ ‌‍‌‍‌‍​ ​​​ ‍‌​ ‍​‌‍​‌​ ​​​ ‌‍​ ‌ ​ ‌‍​ ‍​​‍‌‌​ ​‍​ ​‍​‍‌‌​ ‌‌‌​‌​​‍ ‍‌ ‌​‌‍‌‌‌ ‍​‌ ‌​​ ‌‍​‍‌‍​‌‌ ​ ‌‍‌‌‌‌‌‌‌ ​‍‌‍ ​​ ‌‌‍‍​‌ ‌​‌ ‌​‌ ​​​‍‌‌​ ​ ‌​​‌​‍‌‌​ ​‍‌​‌‍​‍‌‌​ ​‍‌​‌‍‌‍ ​‌‍ ‌‍​ ‌‍​‌‌‍ ​‌‍‍​‌‍ ‌ ​ ‌ ‌​​‍‌‌​ ​ ‌​​‌​ ​ ​ ​ ​ ​ ​ ​ ​‍‌‍‌‍‍‌‌‍‌​​ ‌​ ‌ ​ ‌‍​ ​ ​ ‌‌‌‍‌‌​ ​‌​ ‍​‌‍‌‍​‍ ‌‌‍‌‌​ ​​​ ​‌​ ‌ ​‍ ‌​ ‌​‌‍​ ‌‍‌​​ ‍​​‍ ‌​ ‍‌‌‍‌‍‌‍‌​​ ‌ ​‍ ‌‌‍‌‍​ ​‍​ ‌ ​ ​ ​ ​‍​ ‍​​ ​​​ ‍‌​ ​​​ ‌ ‌‍‌‍‌‍​‌​‍‌‍‌ ‌​‌ ‍‌‌ ​​‌‍‌‌​ ‌‌‍ ‍‌‍‌‌‌ ‌ ‌ ​ ​‍‌‍‌ ​​‌‍​‌‌ ‌​‌‍‍​​ ‌‌‍‌​‌‍‌‌‌ ​ ‌‍​ ‌ ​‍‌‍‍‌‌ ​​‌ ‌​‌‍‍‌‌‍ ‌‍ ‍​‍‌‌​ ‌‌‌​​‍‌‌ ‌‍‍ ‌‍‌‌‌ ‍‌​‍‌‌​ ​ ‌​‌​​‍‌‌​ ​ ‌​‌​​‍‌‌​ ​‍​ ​‍​ ‍‌‌‍​‍‌‍‌‌​ ‌ ​ ​‍​ ​​‌‍​‌​ ​‌​ ​ ‌‍‌‌‌‍​ ​ ​ ​‍‌‌​ ​‍​ ​‍​‍‌‌​ ‌‌‌​‌​​‍ ‍‌‍​ ‌‍‍​‌‍‍‌‌‍ ​‌‍‌​‌ ​‍‌‍‌‌‌‍ ‍​‍‌‌​ ‌‌‌​​‍‌‌ ‌‍‍ ‌‍‌‌‌ ‍‌​‍‌‌​ ​ ‌​‌​​‍‌‌​ ​ ‌​‌​​‍‌‌​ ​‍​ ​‍‌‍‌​​ ‌‍‌‍‌‍​ ​​​ ‍‌​ ‍​‌‍​‌​ ​​​ ‌‍​ ‌ ​ ‌‍​ ‍​​‍‌‌​ ​‍​ ​‍​‍‌‌​ ‌‌‌​‌​​‍ ‍‌ ‌​‌‍‌‌‌ ‍​‌ ‌​​‍‌‍‌ ​​‌‍‌‌‌ ​‍‌ ​ ‌ ​​‌‍‌‌‌‍​ ‌ ‌​‌‍‍‌‌ ‌‍‌‍‌‌​ ‌‌ ​​‌ ‌‌‌‍​‍‌‍ ​‌‍‍‌‌ ​ ‌‍‍​‌‍‌‌‌‍‌​​‍​‍‌ ‌
A green steel plant under construction in Germany​​​​‌ ‍ ​‍​‍‌‍ ‌ ​‍‌‍‍‌‌‍‌ ‌‍‍‌‌‍ ‍​‍​‍​ ‍‍​‍​‍‌ ​ ‌‍​‌‌‍ ‍‌‍‍‌‌ ‌​‌ ‍‌​‍ ‍‌‍‍‌‌‍ ​‍​‍​‍ ​​‍​‍‌‍‍​‌ ​‍‌‍‌‌‌‍‌‍​‍​‍​ ‍‍​‍​‍‌‍‍​‌ ‌​‌ ‌​‌ ​​​ ‍‍​‍ ​‍ ‌‍ ​‌‍ ‌‍​ ‌‍​‌‌‍ ​‌‍‍​‌‍ ‌ ​ ‌ ‌​​ ‍‍​ ​ ​ ​ ​ ​ ​ ​ ​‍ ‌‍‍‌‌‍ ‍‌ ‌​‌‍‌‌‌‍ ‍‌ ‌​​‍ ‌‍‌‌‌‍‌​‌‍‍‌‌ ‌​​‍ ‌‍ ‌‌‍ ‌‍‌​‌‍‌‌​ ‌‌ ​​‌ ​‍‌‍‌‌‌ ​ ‌‍‌‌‌‍ ‍‌ ‌​‌‍​‌‌ ‌​‌‍‍‌‌‍ ‌‍ ‍​ ‍ ‌‍‍‌‌‍‌​​ ‌​ ‌ ​ ‌‍​ ​ ​ ‌‌‌‍‌‌​ ​‌​ ‍​‌‍‌‍​‍ ‌‌‍‌‌​ ​​​ ​‌​ ‌ ​‍ ‌​ ‌​‌‍​ ‌‍‌​​ ‍​​‍ ‌​ ‍‌‌‍‌‍‌‍‌​​ ‌ ​‍ ‌‌‍‌‍​ ​‍​ ‌ ​ ​ ​ ​‍​ ‍​​ ​​​ ‍‌​ ​​​ ‌ ‌‍‌‍‌‍​‌​ ‍ ‌ ‌​‌ ‍‌‌ ​​‌‍‌‌​ ‌‌‍ ‍‌‍‌‌‌ ‌ ‌ ​ ​ ‍ ‌ ​​‌‍​‌‌ ‌​‌‍‍​​ ‌‌ ‌​‌‍‍​‌ ‌‌‌‍ ‌‌‍​‍‌‍ ‍‌‍​‌‌‍‍‌‌‍ ​‌​​ ‌‍‍‌‌ ‌​‌‍‌‌​ ‌‍​‍‌‍​‌‌ ​ ‌‍‌‌‌‌‌‌‌ ​‍‌‍ ​​ ‌‌‍‍​‌ ‌​‌ ‌​‌ ​​​‍‌‌​ ​ ‌​​‌​‍‌‌​ ​‍‌​‌‍​‍‌‌​ ​‍‌​‌‍‌‍ ​‌‍ ‌‍​ ‌‍​‌‌‍ ​‌‍‍​‌‍ ‌ ​ ‌ ‌​​‍‌‌​ ​ ‌​​‌​ ​ ​ ​ ​ ​ ​ ​ ​‍‌‍‌‍‍‌‌‍‌​​ ‌​ ‌ ​ ‌‍​ ​ ​ ‌‌‌‍‌‌​ ​‌​ ‍​‌‍‌‍​‍ ‌‌‍‌‌​ ​​​ ​‌​ ‌ ​‍ ‌​ ‌​‌‍​ ‌‍‌​​ ‍​​‍ ‌​ ‍‌‌‍‌‍‌‍‌​​ ‌ ​‍ ‌‌‍‌‍​ ​‍​ ‌ ​ ​ ​ ​‍​ ‍​​ ​​​ ‍‌​ ​​​ ‌ ‌‍‌‍‌‍​‌​‍‌‍‌ ‌​‌ ‍‌‌ ​​‌‍‌‌​ ‌‌‍ ‍‌‍‌‌‌ ‌ ‌ ​ ​‍‌‍‌ ​​‌‍​‌‌ ‌​‌‍‍​​ ‌‌ ‌​‌‍‍​‌ ‌‌‌‍ ‌‌‍​‍‌‍ ‍‌‍​‌‌‍‍‌‌‍ ​‌​​ ‌‍‍‌‌ ‌​‌‍‌‌​‍‌‍‌ ​​‌‍‌‌‌ ​‍‌ ​ ‌ ​​‌‍‌‌‌‍​ ‌ ‌​‌‍‍‌‌ ‌‍‌‍‌‌​ ‌‌ ​​‌ ‌‌‌‍​‍‌‍ ​‌‍‍‌‌ ​ ‌‍‍​‌‍‌‌‌‍‌​​‍​‍‌ ‌
Published on 1 July, 2026.​​​​‌ ‍ ​‍​‍‌‍ ‌ ​‍‌‍‍‌‌‍‌ ‌‍‍‌‌‍ ‍​‍​‍​ ‍‍​‍​‍‌ ​ ‌‍​‌‌‍ ‍‌‍‍‌‌ ‌​‌ ‍‌​‍ ‍‌‍‍‌‌‍ ​‍​‍​‍ ​​‍​‍‌‍‍​‌ ​‍‌‍‌‌‌‍‌‍​‍​‍​ ‍‍​‍​‍‌‍‍​‌ ‌​‌ ‌​‌ ​​​ ‍‍​‍ ​‍ ‌‍ ​‌‍ ‌‍​ ‌‍​‌‌‍ ​‌‍‍​‌‍ ‌ ​ ‌ ‌​​ ‍‍​ ​ ​ ​ ​ ​ ​ ​ ​‍ ‌‍‍‌‌‍ ‍‌ ‌​‌‍‌‌‌‍ ‍‌ ‌​​‍ ‌‍‌‌‌‍‌​‌‍‍‌‌ ‌​​‍ ‌‍ ‌‌‍ ‌‍‌​‌‍‌‌​ ‌‌ ​​‌ ​‍‌‍‌‌‌ ​ ‌‍‌‌‌‍ ‍‌ ‌​‌‍​‌‌ ‌​‌‍‍‌‌‍ ‌‍ ‍​ ‍ ‌‍‍‌‌‍‌​​ ‌​ ‌ ​ ‌‍​ ​ ​ ‌‌‌‍‌‌​ ​‌​ ‍​‌‍‌‍​‍ ‌‌‍‌‌​ ​​​ ​‌​ ‌ ​‍ ‌​ ‌​‌‍​ ‌‍‌​​ ‍​​‍ ‌​ ‍‌‌‍‌‍‌‍‌​​ ‌ ​‍ ‌‌‍‌‍​ ​‍​ ‌ ​ ​ ​ ​‍​ ‍​​ ​​​ ‍‌​ ​​​ ‌ ‌‍‌‍‌‍​‌​ ‍ ‌ ‌​‌ ‍‌‌ ​​‌‍‌‌​ ‌‌‍ ‍‌‍‌‌‌ ‌ ‌ ​ ​ ‍ ‌ ​​‌‍​‌‌ ‌​‌‍‍​​ ‌‌‍ ​‌‍ ‌‍​ ‌‍​‌‌ ‌​‌‍‍‌‌‍ ‌‍ ‍‌‌​‍‌‍‌‌‌‍‌‍‌‍‌‌‌ ​‍‌‍‌‌‌‍ ‍‌‍​ ‌‍‌‌​‍‌‌​ ‌‌‌​​‍‌‌ ‌‍‍ ‌‍‌‌‌ ‍‌​‍‌‌​ ​ ‌​‌​​‍‌‌​ ​ ‌​‌​​‍‌‌​ ​‍​ ​‍​ ​‌​ ‌‍‌‍‌​‌‍​‍​ ​‍​ ​‍​ ​‍‌‍​ ‌‍​‌​ ​‌​ ‌​​ ‌​​‍‌‌​ ​‍​ ​‍​‍‌‌​ ‌‌‌​‌​​‍ ‍‌‍​ ‌‍‍​‌‍‍‌‌‍ ​‌‍‌​‌ ​‍‌‍‌‌‌‍ ‍​‍‌‌​ ‌‌‌​​‍‌‌ ‌‍‍ ‌‍‌‌‌ ‍‌​‍‌‌​ ​ ‌​‌​​‍‌‌​ ​ ‌​‌​​‍‌‌​ ​‍​ ​‍​ ‌​​ ‌​​ ​‌​ ‌​​ ‌​​ ‍‌​ ​‍‌‍‌‌​ ‌ ​ ​‌​ ‌‍‌‍​‍​‍‌‌​ ​‍​ ​‍​‍‌‌​ ‌‌‌​‌​​‍ ‍‌ ‌​‌‍‌‌‌ ‍​‌ ‌​​ ‌‍​‍‌‍​‌‌ ​ ‌‍‌‌‌‌‌‌‌ ​‍‌‍ ​​ ‌‌‍‍​‌ ‌​‌ ‌​‌ ​​​‍‌‌​ ​ ‌​​‌​‍‌‌​ ​‍‌​‌‍​‍‌‌​ ​‍‌​‌‍‌‍ ​‌‍ ‌‍​ ‌‍​‌‌‍ ​‌‍‍​‌‍ ‌ ​ ‌ ‌​​‍‌‌​ ​ ‌​​‌​ ​ ​ ​ ​ ​ ​ ​ ​‍‌‍‌‍‍‌‌‍‌​​ ‌​ ‌ ​ ‌‍​ ​ ​ ‌‌‌‍‌‌​ ​‌​ ‍​‌‍‌‍​‍ ‌‌‍‌‌​ ​​​ ​‌​ ‌ ​‍ ‌​ ‌​‌‍​ ‌‍‌​​ ‍​​‍ ‌​ ‍‌‌‍‌‍‌‍‌​​ ‌ ​‍ ‌‌‍‌‍​ ​‍​ ‌ ​ ​ ​ ​‍​ ‍​​ ​​​ ‍‌​ ​​​ ‌ ‌‍‌‍‌‍​‌​‍‌‍‌ ‌​‌ ‍‌‌ ​​‌‍‌‌​ ‌‌‍ ‍‌‍‌‌‌ ‌ ‌ ​ ​‍‌‍‌ ​​‌‍​‌‌ ‌​‌‍‍​​ ‌‌‍ ​‌‍ ‌‍​ ‌‍​‌‌ ‌​‌‍‍‌‌‍ ‌‍ ‍‌‌​‍‌‍‌‌‌‍‌‍‌‍‌‌‌ ​‍‌‍‌‌‌‍ ‍‌‍​ ‌‍‌‌​‍‌‌​ ‌‌‌​​‍‌‌ ‌‍‍ ‌‍‌‌‌ ‍‌​‍‌‌​ ​ ‌​‌​​‍‌‌​ ​ ‌​‌​​‍‌‌​ ​‍​ ​‍​ ​‌​ ‌‍‌‍‌​‌‍​‍​ ​‍​ ​‍​ ​‍‌‍​ ‌‍​‌​ ​‌​ ‌​​ ‌​​‍‌‌​ ​‍​ ​‍​‍‌‌​ ‌‌‌​‌​​‍ ‍‌‍​ ‌‍‍​‌‍‍‌‌‍ ​‌‍‌​‌ ​‍‌‍‌‌‌‍ ‍​‍‌‌​ ‌‌‌​​‍‌‌ ‌‍‍ ‌‍‌‌‌ ‍‌​‍‌‌​ ​ ‌​‌​​‍‌‌​ ​ ‌​‌​​‍‌‌​ ​‍​ ​‍​ ‌​​ ‌​​ ​‌​ ‌​​ ‌​​ ‍‌​ ​‍‌‍‌‌​ ‌ ​ ​‌​ ‌‍‌‍​‍​‍‌‌​ ​‍​ ​‍​‍‌‌​ ‌‌‌​‌​​‍ ‍‌ ‌​‌‍‌‌‌ ‍​‌ ‌​​‍‌‍‌ ​​‌‍‌‌‌ ​‍‌ ​ ‌ ​​‌‍‌‌‌‍​ ‌ ‌​‌‍‍‌‌ ‌‍‌‍‌‌​ ‌‌ ​​‌ ‌‌‌‍​‍‌‍ ​‌‍‍‌‌ ​ ‌‍‍​‌‍‌‌‌‍‌​​‍​‍‌ ‌
A green steel plant under construction in Germany​​​​‌ ‍ ​‍​‍‌‍ ‌ ​‍‌‍‍‌‌‍‌ ‌‍‍‌‌‍ ‍​‍​‍​ ‍‍​‍​‍‌ ​ ‌‍​‌‌‍ ‍‌‍‍‌‌ ‌​‌ ‍‌​‍ ‍‌‍‍‌‌‍ ​‍​‍​‍ ​​‍​‍‌‍‍​‌ ​‍‌‍‌‌‌‍‌‍​‍​‍​ ‍‍​‍​‍‌‍‍​‌ ‌​‌ ‌​‌ ​​​ ‍‍​‍ ​‍ ‌‍ ​‌‍ ‌‍​ ‌‍​‌‌‍ ​‌‍‍​‌‍ ‌ ​ ‌ ‌​​ ‍‍​ ​ ​ ​ ​ ​ ​ ​ ​‍ ‌‍‍‌‌‍ ‍‌ ‌​‌‍‌‌‌‍ ‍‌ ‌​​‍ ‌‍‌‌‌‍‌​‌‍‍‌‌ ‌​​‍ ‌‍ ‌‌‍ ‌‍‌​‌‍‌‌​ ‌‌ ​​‌ ​‍‌‍‌‌‌ ​ ‌‍‌‌‌‍ ‍‌ ‌​‌‍​‌‌ ‌​‌‍‍‌‌‍ ‌‍ ‍​ ‍ ‌‍‍‌‌‍‌​​ ‌​ ‌ ​ ‌‍​ ​ ​ ‌‌‌‍‌‌​ ​‌​ ‍​‌‍‌‍​‍ ‌‌‍‌‌​ ​​​ ​‌​ ‌ ​‍ ‌​ ‌​‌‍​ ‌‍‌​​ ‍​​‍ ‌​ ‍‌‌‍‌‍‌‍‌​​ ‌ ​‍ ‌‌‍‌‍​ ​‍​ ‌ ​ ​ ​ ​‍​ ‍​​ ​​​ ‍‌​ ​​​ ‌ ‌‍‌‍‌‍​‌​ ‍ ‌ ‌​‌ ‍‌‌ ​​‌‍‌‌​ ‌‌‍ ‍‌‍‌‌‌ ‌ ‌ ​ ​ ‍ ‌ ​​‌‍​‌‌ ‌​‌‍‍​​ ‌‌ ‌​‌‍‍​‌ ‌‌‌‍ ‌‌‍​‍‌‍ ‍‌‍​‌‌‍‍‌‌‍ ​‌​​ ‌‍‍‌‌ ‌​‌‍‌‌​ ‌‍​‍‌‍​‌‌ ​ ‌‍‌‌‌‌‌‌‌ ​‍‌‍ ​​ ‌‌‍‍​‌ ‌​‌ ‌​‌ ​​​‍‌‌​ ​ ‌​​‌​‍‌‌​ ​‍‌​‌‍​‍‌‌​ ​‍‌​‌‍‌‍ ​‌‍ ‌‍​ ‌‍​‌‌‍ ​‌‍‍​‌‍ ‌ ​ ‌ ‌​​‍‌‌​ ​ ‌​​‌​ ​ ​ ​ ​ ​ ​ ​ ​‍‌‍‌‍‍‌‌‍‌​​ ‌​ ‌ ​ ‌‍​ ​ ​ ‌‌‌‍‌‌​ ​‌​ ‍​‌‍‌‍​‍ ‌‌‍‌‌​ ​​​ ​‌​ ‌ ​‍ ‌​ ‌​‌‍​ ‌‍‌​​ ‍​​‍ ‌​ ‍‌‌‍‌‍‌‍‌​​ ‌ ​‍ ‌‌‍‌‍​ ​‍​ ‌ ​ ​ ​ ​‍​ ‍​​ ​​​ ‍‌​ ​​​ ‌ ‌‍‌‍‌‍​‌​‍‌‍‌ ‌​‌ ‍‌‌ ​​‌‍‌‌​ ‌‌‍ ‍‌‍‌‌‌ ‌ ‌ ​ ​‍‌‍‌ ​​‌‍​‌‌ ‌​‌‍‍​​ ‌‌ ‌​‌‍‍​‌ ‌‌‌‍ ‌‌‍​‍‌‍ ‍‌‍​‌‌‍‍‌‌‍ ​‌​​ ‌‍‍‌‌ ‌​‌‍‌‌​‍‌‍‌ ​​‌‍‌‌‌ ​‍‌ ​ ‌ ​​‌‍‌‌‌‍​ ‌ ‌​‌‍‍‌‌ ‌‍‌‍‌‌​ ‌‌ ​​‌ ‌‌‌‍​‍‌‍ ​‌‍‍‌‌ ​ ‌‍‍​‌‍‌‌‌‍‌​​‍​‍‌ ‌
Baethan Mullen​​​​‌ ‍ ​‍​‍‌‍ ‌ ​‍‌‍‍‌‌‍‌ ‌‍‍‌‌‍ ‍​‍​‍​ ‍‍​‍​‍‌ ​ ‌‍​‌‌‍ ‍‌‍‍‌‌ ‌​‌ ‍‌​‍ ‍‌‍‍‌‌‍ ​‍​‍​‍ ​​‍​‍‌‍‍​‌ ​‍‌‍‌‌‌‍‌‍​‍​‍​ ‍‍​‍​‍‌‍‍​‌ ‌​‌ ‌​‌ ​​​ ‍‍​‍ ​‍ ‌‍ ​‌‍ ‌‍​ ‌‍​‌‌‍ ​‌‍‍​‌‍ ‌ ​ ‌ ‌​​ ‍‍​ ​ ​ ​ ​ ​ ​ ​ ​‍ ‌‍‍‌‌‍ ‍‌ ‌​‌‍‌‌‌‍ ‍‌ ‌​​‍ ‌‍‌‌‌‍‌​‌‍‍‌‌ ‌​​‍ ‌‍ ‌‌‍ ‌‍‌​‌‍‌‌​ ‌‌ ​​‌ ​‍‌‍‌‌‌ ​ ‌‍‌‌‌‍ ‍‌ ‌​‌‍​‌‌ ‌​‌‍‍‌‌‍ ‌‍ ‍​ ‍ ‌‍‍‌‌‍‌​​ ‌​ ​‍‌‍​‍​ ‌​​ ​‌​ ​‍‌‍​‍‌‍​‌‌‍​‌​‍ ‌​ ‍​​ ​​​ ‍‌​ ​‍​‍ ‌​ ‌​‌‍​‍​ ‍​​ ‌ ​‍ ‌‌‍​‍‌‍‌​‌‍‌‌​ ‌‌​‍ ‌​ ​ ‌‍‌​‌‍​‌​ ‌​​ ‌‌​ ​‍​ ‍​​ ‍‌​ ‍‌​ ​ ​ ​ ​ ‍‌​ ‍ ‌ ‌​‌ ‍‌‌ ​​‌‍‌‌​ ‌‌‍​‌‌ ‌‌‌ ‌​‌‍‍​‌‍ ‌ ​‍​ ‍ ‌ ​​‌‍​‌‌ ‌​‌‍‍​​ ‌‌‍ ‍‌‍​‌‌‍ ‌‌‍‌‌​ ‌‍​‍‌‍​‌‌ ​ ‌‍‌‌‌‌‌‌‌ ​‍‌‍ ​​ ‌‌‍‍​‌ ‌​‌ ‌​‌ ​​​‍‌‌​ ​ ‌​​‌​‍‌‌​ ​‍‌​‌‍​‍‌‌​ ​‍‌​‌‍‌‍ ​‌‍ ‌‍​ ‌‍​‌‌‍ ​‌‍‍​‌‍ ‌ ​ ‌ ‌​​‍‌‌​ ​ ‌​​‌​ ​ ​ ​ ​ ​ ​ ​ ​‍‌‍‌‍‍‌‌‍‌​​ ‌​ ​‍‌‍​‍​ ‌​​ ​‌​ ​‍‌‍​‍‌‍​‌‌‍​‌​‍ ‌​ ‍​​ ​​​ ‍‌​ ​‍​‍ ‌​ ‌​‌‍​‍​ ‍​​ ‌ ​‍ ‌‌‍​‍‌‍‌​‌‍‌‌​ ‌‌​‍ ‌​ ​ ‌‍‌​‌‍​‌​ ‌​​ ‌‌​ ​‍​ ‍​​ ‍‌​ ‍‌​ ​ ​ ​ ​ ‍‌​‍‌‍‌ ‌​‌ ‍‌‌ ​​‌‍‌‌​ ‌‌‍​‌‌ ‌‌‌ ‌​‌‍‍​‌‍ ‌ ​‍​‍‌‍‌ ​​‌‍​‌‌ ‌​‌‍‍​​ ‌‌‍ ‍‌‍​‌‌‍ ‌‌‍‌‌​‍‌‍‌ ​​‌‍‌‌‌ ​‍‌ ​ ‌ ​​‌‍‌‌‌‍​ ‌ ‌​‌‍‍‌‌ ‌‍‌‍‌‌​ ‌‌ ​​‌ ‌‌‌‍​‍‌‍ ​‌‍‍‌‌ ​ ‌‍‍​‌‍‌‌‌‍‌​​‍​‍‌ ‌
Chief Executive Officer​​​​‌ ‍ ​‍​‍‌‍ ‌ ​‍‌‍‍‌‌‍‌ ‌‍‍‌‌‍ ‍​‍​‍​ ‍‍​‍​‍‌ ​ ‌‍​‌‌‍ ‍‌‍‍‌‌ ‌​‌ ‍‌​‍ ‍‌‍‍‌‌‍ ​‍​‍​‍ ​​‍​‍‌‍‍​‌ ​‍‌‍‌‌‌‍‌‍​‍​‍​ ‍‍​‍​‍‌‍‍​‌ ‌​‌ ‌​‌ ​​​ ‍‍​‍ ​‍ ‌‍ ​‌‍ ‌‍​ ‌‍​‌‌‍ ​‌‍‍​‌‍ ‌ ​ ‌ ‌​​ ‍‍​ ​ ​ ​ ​ ​ ​ ​ ​‍ ‌‍‍‌‌‍ ‍‌ ‌​‌‍‌‌‌‍ ‍‌ ‌​​‍ ‌‍‌‌‌‍‌​‌‍‍‌‌ ‌​​‍ ‌‍ ‌‌‍ ‌‍‌​‌‍‌‌​ ‌‌ ​​‌ ​‍‌‍‌‌‌ ​ ‌‍‌‌‌‍ ‍‌ ‌​‌‍​‌‌ ‌​‌‍‍‌‌‍ ‌‍ ‍​ ‍ ‌‍‍‌‌‍‌​​ ‌​ ​‍‌‍​‍​ ‌​​ ​‌​ ​‍‌‍​‍‌‍​‌‌‍​‌​‍ ‌​ ‍​​ ​​​ ‍‌​ ​‍​‍ ‌​ ‌​‌‍​‍​ ‍​​ ‌ ​‍ ‌‌‍​‍‌‍‌​‌‍‌‌​ ‌‌​‍ ‌​ ​ ‌‍‌​‌‍​‌​ ‌​​ ‌‌​ ​‍​ ‍​​ ‍‌​ ‍‌​ ​ ​ ​ ​ ‍‌​ ‍ ‌ ‌​‌ ‍‌‌ ​​‌‍‌‌​ ‌‌‍​‌‌ ‌‌‌ ‌​‌‍‍​‌‍ ‌ ​‍​ ‍ ‌ ​​‌‍​‌‌ ‌​‌‍‍​​ ‌‌ ‌​‌‍‍‌‌ ‌​‌‍ ​‌‍‌‌​ ‌‍​‍‌‍​‌‌ ​ ‌‍‌‌‌‌‌‌‌ ​‍‌‍ ​​ ‌‌‍‍​‌ ‌​‌ ‌​‌ ​​​‍‌‌​ ​ ‌​​‌​‍‌‌​ ​‍‌​‌‍​‍‌‌​ ​‍‌​‌‍‌‍ ​‌‍ ‌‍​ ‌‍​‌‌‍ ​‌‍‍​‌‍ ‌ ​ ‌ ‌​​‍‌‌​ ​ ‌​​‌​ ​ ​ ​ ​ ​ ​ ​ ​‍‌‍‌‍‍‌‌‍‌​​ ‌​ ​‍‌‍​‍​ ‌​​ ​‌​ ​‍‌‍​‍‌‍​‌‌‍​‌​‍ ‌​ ‍​​ ​​​ ‍‌​ ​‍​‍ ‌​ ‌​‌‍​‍​ ‍​​ ‌ ​‍ ‌‌‍​‍‌‍‌​‌‍‌‌​ ‌‌​‍ ‌​ ​ ‌‍‌​‌‍​‌​ ‌​​ ‌‌​ ​‍​ ‍​​ ‍‌​ ‍‌​ ​ ​ ​ ​ ‍‌​‍‌‍‌ ‌​‌ ‍‌‌ ​​‌‍‌‌​ ‌‌‍​‌‌ ‌‌‌ ‌​‌‍‍​‌‍ ‌ ​‍​‍‌‍‌ ​​‌‍​‌‌ ‌​‌‍‍​​ ‌‌ ‌​‌‍‍‌‌ ‌​‌‍ ​‌‍‌‌​‍‌‍‌ ​​‌‍‌‌‌ ​‍‌ ​ ‌ ​​‌‍‌‌‌‍​ ‌ ‌​‌‍‍‌‌ ‌‍‌‍‌‌​ ‌‌ ​​‌ ‌‌‌‍​‍‌‍ ​‌‍‍‌‌ ​ ‌‍‍​‌‍‌‌‌‍‌​​‍​‍‌ ‌
Share
There is a great deal of talk in Australia about building a green industrial future. In Europe, that talk has turned into action.​​​​‌ ‍ ​‍​‍‌‍ ‌ ​‍‌‍‍‌‌‍‌ ‌‍‍‌‌‍ ‍​‍​‍​ ‍‍​‍​‍‌ ​ ‌‍​‌‌‍ ‍‌‍‍‌‌ ‌​‌ ‍‌​‍ ‍‌‍‍‌‌‍ ​‍​‍​‍ ​​‍​‍‌‍‍​‌ ​‍‌‍‌‌‌‍‌‍​‍​‍​ ‍‍​‍​‍‌‍‍​‌ ‌​‌ ‌​‌ ​​​ ‍‍​‍ ​‍ ‌‍ ​‌‍ ‌‍​ ‌‍​‌‌‍ ​‌‍‍​‌‍ ‌ ​ ‌ ‌​​ ‍‍​ ​ ​ ​ ​ ​ ​ ​ ​‍ ‌‍‍‌‌‍ ‍‌ ‌​‌‍‌‌‌‍ ‍‌ ‌​​‍ ‌‍‌‌‌‍‌​‌‍‍‌‌ ‌​​‍ ‌‍ ‌‌‍ ‌‍‌​‌‍‌‌​ ‌‌ ​​‌ ​‍‌‍‌‌‌ ​ ‌‍‌‌‌‍ ‍‌ ‌​‌‍​‌‌ ‌​‌‍‍‌‌‍ ‌‍ ‍​ ‍ ‌‍‍‌‌‍‌​​ ‌​ ‌ ​ ‌‍​ ​ ​ ‌‌‌‍‌‌​ ​‌​ ‍​‌‍‌‍​‍ ‌‌‍‌‌​ ​​​ ​‌​ ‌ ​‍ ‌​ ‌​‌‍​ ‌‍‌​​ ‍​​‍ ‌​ ‍‌‌‍‌‍‌‍‌​​ ‌ ​‍ ‌‌‍‌‍​ ​‍​ ‌ ​ ​ ​ ​‍​ ‍​​ ​​​ ‍‌​ ​​​ ‌ ‌‍‌‍‌‍​‌​ ‍ ‌ ‌​‌ ‍‌‌ ​​‌‍‌‌​ ‌‌‍ ‍‌‍‌‌‌ ‌ ‌ ​ ​ ‍ ‌ ​​‌‍​‌‌ ‌​‌‍‍​​ ‌‌‍​ ‌‍ ‌‍ ‍‌ ‌​‌‍‌‌‌‍ ‍‌ ‌​​‍‌‌​ ‌‌‌​​‍‌‌ ‌‍‍ ‌‍‌‌‌ ‍‌​‍‌‌​ ​ ‌​‌​​‍‌‌​ ​ ‌​‌​​‍‌‌​ ​‍​ ​‍​ ‌‌‌‍‌‌​ ‍​‌‍​‌‌‍‌‍​ ‌‌​ ‌‍​ ​‌​ ‌‍​ ‌ ​ ‍‌​ ​‍​‍‌‌​ ​‍​ ​‍​‍‌‌​ ‌‌‌​‌​​‍ ‍‌‍​ ‌‍‍​‌‍‍‌‌‍ ​‌‍‌​‌ ​‍‌‍‌‌‌‍ ‍​‍‌‌​ ‌‌‌​​‍‌‌ ‌‍‍ ‌‍‌‌‌ ‍‌​‍‌‌​ ​ ‌​‌​​‍‌‌​ ​ ‌​‌​​‍‌‌​ ​‍​ ​‍​ ‌​​ ​​​ ​‌‌‍​‌​ ​ ​ ​​‌‍‌‍‌‍‌​‌‍​ ‌‍‌​​ ‍‌​ ​‌​‍‌‌​ ​‍​ ​‍​‍‌‌​ ‌‌‌​‌​​‍ ‍‌ ‌​‌‍‌‌‌ ‍​‌ ‌​​ ‌‍​‍‌‍​‌‌ ​ ‌‍‌‌‌‌‌‌‌ ​‍‌‍ ​​ ‌‌‍‍​‌ ‌​‌ ‌​‌ ​​​‍‌‌​ ​ ‌​​‌​‍‌‌​ ​‍‌​‌‍​‍‌‌​ ​‍‌​‌‍‌‍ ​‌‍ ‌‍​ ‌‍​‌‌‍ ​‌‍‍​‌‍ ‌ ​ ‌ ‌​​‍‌‌​ ​ ‌​​‌​ ​ ​ ​ ​ ​ ​ ​ ​‍‌‍‌‍‍‌‌‍‌​​ ‌​ ‌ ​ ‌‍​ ​ ​ ‌‌‌‍‌‌​ ​‌​ ‍​‌‍‌‍​‍ ‌‌‍‌‌​ ​​​ ​‌​ ‌ ​‍ ‌​ ‌​‌‍​ ‌‍‌​​ ‍​​‍ ‌​ ‍‌‌‍‌‍‌‍‌​​ ‌ ​‍ ‌‌‍‌‍​ ​‍​ ‌ ​ ​ ​ ​‍​ ‍​​ ​​​ ‍‌​ ​​​ ‌ ‌‍‌‍‌‍​‌​‍‌‍‌ ‌​‌ ‍‌‌ ​​‌‍‌‌​ ‌‌‍ ‍‌‍‌‌‌ ‌ ‌ ​ ​‍‌‍‌ ​​‌‍​‌‌ ‌​‌‍‍​​ ‌‌‍​ ‌‍ ‌‍ ‍‌ ‌​‌‍‌‌‌‍ ‍‌ ‌​​‍‌‌​ ‌‌‌​​‍‌‌ ‌‍‍ ‌‍‌‌‌ ‍‌​‍‌‌​ ​ ‌​‌​​‍‌‌​ ​ ‌​‌​​‍‌‌​ ​‍​ ​‍​ ‌‌‌‍‌‌​ ‍​‌‍​‌‌‍‌‍​ ‌‌​ ‌‍​ ​‌​ ‌‍​ ‌ ​ ‍‌​ ​‍​‍‌‌​ ​‍​ ​‍​‍‌‌​ ‌‌‌​‌​​‍ ‍‌‍​ ‌‍‍​‌‍‍‌‌‍ ​‌‍‌​‌ ​‍‌‍‌‌‌‍ ‍​‍‌‌​ ‌‌‌​​‍‌‌ ‌‍‍ ‌‍‌‌‌ ‍‌​‍‌‌​ ​ ‌​‌​​‍‌‌​ ​ ‌​‌​​‍‌‌​ ​‍​ ​‍​ ‌​​ ​​​ ​‌‌‍​‌​ ​ ​ ​​‌‍‌‍‌‍‌​‌‍​ ‌‍‌​​ ‍‌​ ​‌​‍‌‌​ ​‍​ ​‍​‍‌‌​ ‌‌‌​‌​​‍ ‍‌ ‌​‌‍‌‌‌ ‍​‌ ‌​​‍‌‍‌ ​​‌‍‌‌‌ ​‍‌ ​ ‌ ​​‌‍‌‌‌‍​ ‌ ‌​‌‍‍‌‌ ‌‍‌‍‌‌​ ‌‌ ​​‌ ‌‌‌‍​‍‌‍ ​‌‍‍‌‌ ​ ‌‍‍​‌‍‌‌‌‍‌​​‍​‍‌ ‌
I have just returned from a two-week industrial decarbonisation trip to Germany, Austria and Sweden, where I visited six of the more advanced green iron and steel projects in the world. I went to understand how
far Europe has progressed, what is driving it, and what it means for Australia. The contrast with the conversation we are still having at home was the strongest impression I brought back.​​​​‌ ‍ ​‍​‍‌‍ ‌ ​‍‌‍‍‌‌‍‌ ‌‍‍‌‌‍ ‍​‍​‍​ ‍‍​‍​‍‌ ​ ‌‍​‌‌‍ ‍‌‍‍‌‌ ‌​‌ ‍‌​‍ ‍‌‍‍‌‌‍ ​‍​‍​‍ ​​‍​‍‌‍‍​‌ ​‍‌‍‌‌‌‍‌‍​‍​‍​ ‍‍​‍​‍‌‍‍​‌ ‌​‌ ‌​‌ ​​​ ‍‍​‍ ​‍ ‌‍ ​‌‍ ‌‍​ ‌‍​‌‌‍ ​‌‍‍​‌‍ ‌ ​ ‌ ‌​​ ‍‍​ ​ ​ ​ ​ ​ ​ ​ ​‍ ‌‍‍‌‌‍ ‍‌ ‌​‌‍‌‌‌‍ ‍‌ ‌​​‍ ‌‍‌‌‌‍‌​‌‍‍‌‌ ‌​​‍ ‌‍ ‌‌‍ ‌‍‌​‌‍‌‌​ ‌‌ ​​‌ ​‍‌‍‌‌‌ ​ ‌‍‌‌‌‍ ‍‌ ‌​‌‍​‌‌ ‌​‌‍‍‌‌‍ ‌‍ ‍​ ‍ ‌‍‍‌‌‍‌​​ ‌​ ‌ ​ ‌‍​ ​ ​ ‌‌‌‍‌‌​ ​‌​ ‍​‌‍‌‍​‍ ‌‌‍‌‌​ ​​​ ​‌​ ‌ ​‍ ‌​ ‌​‌‍​ ‌‍‌​​ ‍​​‍ ‌​ ‍‌‌‍‌‍‌‍‌​​ ‌ ​‍ ‌‌‍‌‍​ ​‍​ ‌ ​ ​ ​ ​‍​ ‍​​ ​​​ ‍‌​ ​​​ ‌ ‌‍‌‍‌‍​‌​ ‍ ‌ ‌​‌ ‍‌‌ ​​‌‍‌‌​ ‌‌‍ ‍‌‍‌‌‌ ‌ ‌ ​ ​ ‍ ‌ ​​‌‍​‌‌ ‌​‌‍‍​​ ‌‌‍​ ‌‍ ‌‍ ‍‌ ‌​‌‍‌‌‌‍ ‍‌ ‌​​‍‌‌​ ‌‌‌​​‍‌‌ ‌‍‍ ‌‍‌‌‌ ‍‌​‍‌‌​ ​ ‌​‌​​‍‌‌​ ​ ‌​‌​​‍‌‌​ ​‍​ ​‍‌‍‌‍​ ‍​‌‍‌‌​ ‌‌​ ‍‌​ ‌‌​ ​ ​ ​​​ ‍‌​ ​​​ ​​​ ​‍​‍‌‌​ ​‍​ ​‍​‍‌‌​ ‌‌‌​‌​​‍ ‍‌‍​ ‌‍‍​‌‍‍‌‌‍ ​‌‍‌​‌ ​‍‌‍‌‌‌‍ ‍​‍‌‌​ ‌‌‌​​‍‌‌ ‌‍‍ ‌‍‌‌‌ ‍‌​‍‌‌​ ​ ‌​‌​​‍‌‌​ ​ ‌​‌​​‍‌‌​ ​‍​ ​‍​ ‍‌​ ‌‍​ ​‌​ ‍‌​ ‍‌‌‍​‌​ ‌‌​ ​‍​ ​‍​ ​ ​ ​‌​ ‌​​‍‌‌​ ​‍​ ​‍​‍‌‌​ ‌‌‌​‌​​‍ ‍‌ ‌​‌‍‌‌‌ ‍​‌ ‌​​ ‌‍​‍‌‍​‌‌ ​ ‌‍‌‌‌‌‌‌‌ ​‍‌‍ ​​ ‌‌‍‍​‌ ‌​‌ ‌​‌ ​​​‍‌‌​ ​ ‌​​‌​‍‌‌​ ​‍‌​‌‍​‍‌‌​ ​‍‌​‌‍‌‍ ​‌‍ ‌‍​ ‌‍​‌‌‍ ​‌‍‍​‌‍ ‌ ​ ‌ ‌​​‍‌‌​ ​ ‌​​‌​ ​ ​ ​ ​ ​ ​ ​ ​‍‌‍‌‍‍‌‌‍‌​​ ‌​ ‌ ​ ‌‍​ ​ ​ ‌‌‌‍‌‌​ ​‌​ ‍​‌‍‌‍​‍ ‌‌‍‌‌​ ​​​ ​‌​ ‌ ​‍ ‌​ ‌​‌‍​ ‌‍‌​​ ‍​​‍ ‌​ ‍‌‌‍‌‍‌‍‌​​ ‌ ​‍ ‌‌‍‌‍​ ​‍​ ‌ ​ ​ ​ ​‍​ ‍​​ ​​​ ‍‌​ ​​​ ‌ ‌‍‌‍‌‍​‌​‍‌‍‌ ‌​‌ ‍‌‌ ​​‌‍‌‌​ ‌‌‍ ‍‌‍‌‌‌ ‌ ‌ ​ ​‍‌‍‌ ​​‌‍​‌‌ ‌​‌‍‍​​ ‌‌‍​ ‌‍ ‌‍ ‍‌ ‌​‌‍‌‌‌‍ ‍‌ ‌​​‍‌‌​ ‌‌‌​​‍‌‌ ‌‍‍ ‌‍‌‌‌ ‍‌​‍‌‌​ ​ ‌​‌​​‍‌‌​ ​ ‌​‌​​‍‌‌​ ​‍​ ​‍‌‍‌‍​ ‍​‌‍‌‌​ ‌‌​ ‍‌​ ‌‌​ ​ ​ ​​​ ‍‌​ ​​​ ​​​ ​‍​‍‌‌​ ​‍​ ​‍​‍‌‌​ ‌‌‌​‌​​‍ ‍‌‍​ ‌‍‍​‌‍‍‌‌‍ ​‌‍‌​‌ ​‍‌‍‌‌‌‍ ‍​‍‌‌​ ‌‌‌​​‍‌‌ ‌‍‍ ‌‍‌‌‌ ‍‌​‍‌‌​ ​ ‌​‌​​‍‌‌​ ​ ‌​‌​​‍‌‌​ ​‍​ ​‍​ ‍‌​ ‌‍​ ​‌​ ‍‌​ ‍‌‌‍​‌​ ‌‌​ ​‍​ ​‍​ ​ ​ ​‌​ ‌​​‍‌‌​ ​‍​ ​‍​‍‌‌​ ‌‌‌​‌​​‍ ‍‌ ‌​‌‍‌‌‌ ‍​‌ ‌​​‍‌‍‌ ​​‌‍‌‌‌ ​‍‌ ​ ‌ ​​‌‍‌‌‌‍​ ‌ ‌​‌‍‍‌‌ ‌‍‌‍‌‌​ ‌‌ ​​‌ ‌‌‌‍​‍‌‍ ​‌‍‍‌‌ ​ ‌‍‍​‌‍‌‌‌‍‌​​‍​‍‌ ‌
What I saw was investment that has been made and construction that is well underway. Thousands of workers are on site, direct-reduction plants are taking shape, and facilities are scheduled to begin producing
as early as next year.​​​​‌ ‍ ​‍​‍‌‍ ‌ ​‍‌‍‍‌‌‍‌ ‌‍‍‌‌‍ ‍​‍​‍​ ‍‍​‍​‍‌ ​ ‌‍​‌‌‍ ‍‌‍‍‌‌ ‌​‌ ‍‌​‍ ‍‌‍‍‌‌‍ ​‍​‍​‍ ​​‍​‍‌‍‍​‌ ​‍‌‍‌‌‌‍‌‍​‍​‍​ ‍‍​‍​‍‌‍‍​‌ ‌​‌ ‌​‌ ​​​ ‍‍​‍ ​‍ ‌‍ ​‌‍ ‌‍​ ‌‍​‌‌‍ ​‌‍‍​‌‍ ‌ ​ ‌ ‌​​ ‍‍​ ​ ​ ​ ​ ​ ​ ​ ​‍ ‌‍‍‌‌‍ ‍‌ ‌​‌‍‌‌‌‍ ‍‌ ‌​​‍ ‌‍‌‌‌‍‌​‌‍‍‌‌ ‌​​‍ ‌‍ ‌‌‍ ‌‍‌​‌‍‌‌​ ‌‌ ​​‌ ​‍‌‍‌‌‌ ​ ‌‍‌‌‌‍ ‍‌ ‌​‌‍​‌‌ ‌​‌‍‍‌‌‍ ‌‍ ‍​ ‍ ‌‍‍‌‌‍‌​​ ‌​ ‌ ​ ‌‍​ ​ ​ ‌‌‌‍‌‌​ ​‌​ ‍​‌‍‌‍​‍ ‌‌‍‌‌​ ​​​ ​‌​ ‌ ​‍ ‌​ ‌​‌‍​ ‌‍‌​​ ‍​​‍ ‌​ ‍‌‌‍‌‍‌‍‌​​ ‌ ​‍ ‌‌‍‌‍​ ​‍​ ‌ ​ ​ ​ ​‍​ ‍​​ ​​​ ‍‌​ ​​​ ‌ ‌‍‌‍‌‍​‌​ ‍ ‌ ‌​‌ ‍‌‌ ​​‌‍‌‌​ ‌‌‍ ‍‌‍‌‌‌ ‌ ‌ ​ ​ ‍ ‌ ​​‌‍​‌‌ ‌​‌‍‍​​ ‌‌‍​ ‌‍ ‌‍ ‍‌ ‌​‌‍‌‌‌‍ ‍‌ ‌​​‍‌‌​ ‌‌‌​​‍‌‌ ‌‍‍ ‌‍‌‌‌ ‍‌​‍‌‌​ ​ ‌​‌​​‍‌‌​ ​ ‌​‌​​‍‌‌​ ​‍​ ​‍​ ‌‍​ ‌​‌‍‌‌​ ‍​‌‍​ ​ ​​​ ​‍​ ​​‌‍‌‌​ ‍​‌‍​‌‌‍​‍​‍‌‌​ ​‍​ ​‍​‍‌‌​ ‌‌‌​‌​​‍ ‍‌‍​ ‌‍‍​‌‍‍‌‌‍ ​‌‍‌​‌ ​‍‌‍‌‌‌‍ ‍​‍‌‌​ ‌‌‌​​‍‌‌ ‌‍‍ ‌‍‌‌‌ ‍‌​‍‌‌​ ​ ‌​‌​​‍‌‌​ ​ ‌​‌​​‍‌‌​ ​‍​ ​‍​ ​​‌‍​ ​ ​‌​ ​‍‌‍‌‌​ ​ ​ ‌​​ ​​​ ​‌​ ‌​​ ​‌​ ‍​​‍‌‌​ ​‍​ ​‍​‍‌‌​ ‌‌‌​‌​​‍ ‍‌ ‌​‌‍‌‌‌ ‍​‌ ‌​​ ‌‍​‍‌‍​‌‌ ​ ‌‍‌‌‌‌‌‌‌ ​‍‌‍ ​​ ‌‌‍‍​‌ ‌​‌ ‌​‌ ​​​‍‌‌​ ​ ‌​​‌​‍‌‌​ ​‍‌​‌‍​‍‌‌​ ​‍‌​‌‍‌‍ ​‌‍ ‌‍​ ‌‍​‌‌‍ ​‌‍‍​‌‍ ‌ ​ ‌ ‌​​‍‌‌​ ​ ‌​​‌​ ​ ​ ​ ​ ​ ​ ​ ​‍‌‍‌‍‍‌‌‍‌​​ ‌​ ‌ ​ ‌‍​ ​ ​ ‌‌‌‍‌‌​ ​‌​ ‍​‌‍‌‍​‍ ‌‌‍‌‌​ ​​​ ​‌​ ‌ ​‍ ‌​ ‌​‌‍​ ‌‍‌​​ ‍​​‍ ‌​ ‍‌‌‍‌‍‌‍‌​​ ‌ ​‍ ‌‌‍‌‍​ ​‍​ ‌ ​ ​ ​ ​‍​ ‍​​ ​​​ ‍‌​ ​​​ ‌ ‌‍‌‍‌‍​‌​‍‌‍‌ ‌​‌ ‍‌‌ ​​‌‍‌‌​ ‌‌‍ ‍‌‍‌‌‌ ‌ ‌ ​ ​‍‌‍‌ ​​‌‍​‌‌ ‌​‌‍‍​​ ‌‌‍​ ‌‍ ‌‍ ‍‌ ‌​‌‍‌‌‌‍ ‍‌ ‌​​‍‌‌​ ‌‌‌​​‍‌‌ ‌‍‍ ‌‍‌‌‌ ‍‌​‍‌‌​ ​ ‌​‌​​‍‌‌​ ​ ‌​‌​​‍‌‌​ ​‍​ ​‍​ ‌‍​ ‌​‌‍‌‌​ ‍​‌‍​ ​ ​​​ ​‍​ ​​‌‍‌‌​ ‍​‌‍​‌‌‍​‍​‍‌‌​ ​‍​ ​‍​‍‌‌​ ‌‌‌​‌​​‍ ‍‌‍​ ‌‍‍​‌‍‍‌‌‍ ​‌‍‌​‌ ​‍‌‍‌‌‌‍ ‍​‍‌‌​ ‌‌‌​​‍‌‌ ‌‍‍ ‌‍‌‌‌ ‍‌​‍‌‌​ ​ ‌​‌​​‍‌‌​ ​ ‌​‌​​‍‌‌​ ​‍​ ​‍​ ​​‌‍​ ​ ​‌​ ​‍‌‍‌‌​ ​ ​ ‌​​ ​​​ ​‌​ ‌​​ ​‌​ ‍​​‍‌‌​ ​‍​ ​‍​‍‌‌​ ‌‌‌​‌​​‍ ‍‌ ‌​‌‍‌‌‌ ‍​‌ ‌​​‍‌‍‌ ​​‌‍‌‌‌ ​‍‌ ​ ‌ ​​‌‍‌‌‌‍​ ‌ ‌​‌‍‍‌‌ ‌‍‌‍‌‌​ ‌‌ ​​‌ ‌‌‌‍​‍‌‍ ​‌‍‍‌‌ ​ ‌‍‍​‌‍‌‌‌‍‌​​‍​‍‌ ‌
To put it simply, Europe is several years ahead of Australia. It would be comfortable to assume Europe is ahead because the task is easier there. It is not. If anything, Europe is doing this from a harder starting
position than we would. ​​​​‌ ‍ ​‍​‍‌‍ ‌ ​‍‌‍‍‌‌‍‌ ‌‍‍‌‌‍ ‍​‍​‍​ ‍‍​‍​‍‌ ​ ‌‍​‌‌‍ ‍‌‍‍‌‌ ‌​‌ ‍‌​‍ ‍‌‍‍‌‌‍ ​‍​‍​‍ ​​‍​‍‌‍‍​‌ ​‍‌‍‌‌‌‍‌‍​‍​‍​ ‍‍​‍​‍‌‍‍​‌ ‌​‌ ‌​‌ ​​​ ‍‍​‍ ​‍ ‌‍ ​‌‍ ‌‍​ ‌‍​‌‌‍ ​‌‍‍​‌‍ ‌ ​ ‌ ‌​​ ‍‍​ ​ ​ ​ ​ ​ ​ ​ ​‍ ‌‍‍‌‌‍ ‍‌ ‌​‌‍‌‌‌‍ ‍‌ ‌​​‍ ‌‍‌‌‌‍‌​‌‍‍‌‌ ‌​​‍ ‌‍ ‌‌‍ ‌‍‌​‌‍‌‌​ ‌‌ ​​‌ ​‍‌‍‌‌‌ ​ ‌‍‌‌‌‍ ‍‌ ‌​‌‍​‌‌ ‌​‌‍‍‌‌‍ ‌‍ ‍​ ‍ ‌‍‍‌‌‍‌​​ ‌​ ‌ ​ ‌‍​ ​ ​ ‌‌‌‍‌‌​ ​‌​ ‍​‌‍‌‍​‍ ‌‌‍‌‌​ ​​​ ​‌​ ‌ ​‍ ‌​ ‌​‌‍​ ‌‍‌​​ ‍​​‍ ‌​ ‍‌‌‍‌‍‌‍‌​​ ‌ ​‍ ‌‌‍‌‍​ ​‍​ ‌ ​ ​ ​ ​‍​ ‍​​ ​​​ ‍‌​ ​​​ ‌ ‌‍‌‍‌‍​‌​ ‍ ‌ ‌​‌ ‍‌‌ ​​‌‍‌‌​ ‌‌‍ ‍‌‍‌‌‌ ‌ ‌ ​ ​ ‍ ‌ ​​‌‍​‌‌ ‌​‌‍‍​​ ‌‌‍​ ‌‍ ‌‍ ‍‌ ‌​‌‍‌‌‌‍ ‍‌ ‌​​‍‌‌​ ‌‌‌​​‍‌‌ ‌‍‍ ‌‍‌‌‌ ‍‌​‍‌‌​ ​ ‌​‌​​‍‌‌​ ​ ‌​‌​​‍‌‌​ ​‍​ ​‍‌‍‌‌​ ‍​‌‍​‍​ ​ ​ ‌ ‌‍​‍​ ​‌‌‍‌​​ ‌ ​ ​​‌‍​‌‌‍‌‍​‍‌‌​ ​‍​ ​‍​‍‌‌​ ‌‌‌​‌​​‍ ‍‌‍​ ‌‍‍​‌‍‍‌‌‍ ​‌‍‌​‌ ​‍‌‍‌‌‌‍ ‍​‍‌‌​ ‌‌‌​​‍‌‌ ‌‍‍ ‌‍‌‌‌ ‍‌​‍‌‌​ ​ ‌​‌​​‍‌‌​ ​ ‌​‌​​‍‌‌​ ​‍​ ​‍​ ​‍​ ‌​​ ​‍‌‍‌‍‌‍​‍​ ​​​ ​‌​ ​ ‌‍‌‌​ ​ ‌‍​‍‌‍‌​​‍‌‌​ ​‍​ ​‍​‍‌‌​ ‌‌‌​‌​​‍ ‍‌ ‌​‌‍‌‌‌ ‍​‌ ‌​​ ‌‍​‍‌‍​‌‌ ​ ‌‍‌‌‌‌‌‌‌ ​‍‌‍ ​​ ‌‌‍‍​‌ ‌​‌ ‌​‌ ​​​‍‌‌​ ​ ‌​​‌​‍‌‌​ ​‍‌​‌‍​‍‌‌​ ​‍‌​‌‍‌‍ ​‌‍ ‌‍​ ‌‍​‌‌‍ ​‌‍‍​‌‍ ‌ ​ ‌ ‌​​‍‌‌​ ​ ‌​​‌​ ​ ​ ​ ​ ​ ​ ​ ​‍‌‍‌‍‍‌‌‍‌​​ ‌​ ‌ ​ ‌‍​ ​ ​ ‌‌‌‍‌‌​ ​‌​ ‍​‌‍‌‍​‍ ‌‌‍‌‌​ ​​​ ​‌​ ‌ ​‍ ‌​ ‌​‌‍​ ‌‍‌​​ ‍​​‍ ‌​ ‍‌‌‍‌‍‌‍‌​​ ‌ ​‍ ‌‌‍‌‍​ ​‍​ ‌ ​ ​ ​ ​‍​ ‍​​ ​​​ ‍‌​ ​​​ ‌ ‌‍‌‍‌‍​‌​‍‌‍‌ ‌​‌ ‍‌‌ ​​‌‍‌‌​ ‌‌‍ ‍‌‍‌‌‌ ‌ ‌ ​ ​‍‌‍‌ ​​‌‍​‌‌ ‌​‌‍‍​​ ‌‌‍​ ‌‍ ‌‍ ‍‌ ‌​‌‍‌‌‌‍ ‍‌ ‌​​‍‌‌​ ‌‌‌​​‍‌‌ ‌‍‍ ‌‍‌‌‌ ‍‌​‍‌‌​ ​ ‌​‌​​‍‌‌​ ​ ‌​‌​​‍‌‌​ ​‍​ ​‍‌‍‌‌​ ‍​‌‍​‍​ ​ ​ ‌ ‌‍​‍​ ​‌‌‍‌​​ ‌ ​ ​​‌‍​‌‌‍‌‍​‍‌‌​ ​‍​ ​‍​‍‌‌​ ‌‌‌​‌​​‍ ‍‌‍​ ‌‍‍​‌‍‍‌‌‍ ​‌‍‌​‌ ​‍‌‍‌‌‌‍ ‍​‍‌‌​ ‌‌‌​​‍‌‌ ‌‍‍ ‌‍‌‌‌ ‍‌​‍‌‌​ ​ ‌​‌​​‍‌‌​ ​ ‌​‌​​‍‌‌​ ​‍​ ​‍​ ​‍​ ‌​​ ​‍‌‍‌‍‌‍​‍​ ​​​ ​‌​ ​ ‌‍‌‌​ ​ ‌‍​‍‌‍‌​​‍‌‌​ ​‍​ ​‍​‍‌‌​ ‌‌‌​‌​​‍ ‍‌ ‌​‌‍‌‌‌ ‍​‌ ‌​​‍‌‍‌ ​​‌‍‌‌‌ ​‍‌ ​ ‌ ​​‌‍‌‌‌‍​ ‌ ‌​‌‍‍‌‌ ‌‍‌‍‌‌​ ‌‌ ​​‌ ‌‌‌‍​‍‌‍ ​‌‍‍‌‌ ​ ‌‍‍​‌‍‌‌‌‍‌​​‍​‍‌ ‌ Green iron​​​​‌ ‍ ​‍​‍‌‍ ‌ ​‍‌‍‍‌‌‍‌ ‌‍‍‌‌‍ ‍​‍​‍​ ‍‍​‍​‍‌ ​ ‌‍​‌‌‍ ‍‌‍‍‌‌ ‌​‌ ‍‌​‍ ‍‌‍‍‌‌‍ ​‍​‍​‍ ​​‍​‍‌‍‍​‌ ​‍‌‍‌‌‌‍‌‍​‍​‍​ ‍‍​‍​‍‌‍‍​‌ ‌​‌ ‌​‌ ​​​ ‍‍​‍ ​‍ ‌‍ ​‌‍ ‌‍​ ‌‍​‌‌‍ ​‌‍‍​‌‍ ‌ ​ ‌ ‌​​ ‍‍​ ​ ​ ​ ​ ​ ​ ​ ​‍ ‌‍‍‌‌‍ ‍‌ ‌​‌‍‌‌‌‍ ‍‌ ‌​​‍ ‌‍‌‌‌‍‌​‌‍‍‌‌ ‌​​‍ ‌‍ ‌‌‍ ‌‍‌​‌‍‌‌​ ‌‌ ​​‌ ​‍‌‍‌‌‌ ​ ‌‍‌‌‌‍ ‍‌ ‌​‌‍​‌‌ ‌​‌‍‍‌‌‍ ‌‍ ‍​ ‍ ‌‍‍‌‌‍‌​​ ‌​ ‌ ​ ‌‍​ ​ ​ ‌‌‌‍‌‌​ ​‌​ ‍​‌‍‌‍​‍ ‌‌‍‌‌​ ​​​ ​‌​ ‌ ​‍ ‌​ ‌​‌‍​ ‌‍‌​​ ‍​​‍ ‌​ ‍‌‌‍‌‍‌‍‌​​ ‌ ​‍ ‌‌‍‌‍​ ​‍​ ‌ ​ ​ ​ ​‍​ ‍​​ ​​​ ‍‌​ ​​​ ‌ ‌‍‌‍‌‍​‌​ ‍ ‌ ‌​‌ ‍‌‌ ​​‌‍‌‌​ ‌‌‍ ‍‌‍‌‌‌ ‌ ‌ ​ ​ ‍ ‌ ​​‌‍​‌‌ ‌​‌‍‍​​ ‌‌‍​ ‌‍ ‌‍ ‍‌ ‌​‌‍‌‌‌‍ ‍‌ ‌​​‍‌‌​ ‌‌‌​​‍‌‌ ‌‍‍ ‌‍‌‌‌ ‍‌​‍‌‌​ ​ ‌​‌​​‍‌‌​ ​ ‌​‌​​‍‌‌​ ​‍​ ​‍‌‍‌‌​ ‍​‌‍​‍​ ​ ​ ‌ ‌‍​‍​ ​‌‌‍‌​​ ‌ ​ ​​‌‍​‌‌‍‌‍​‍‌‌​ ​‍​ ​‍​‍‌‌​ ‌‌‌​‌​​‍ ‍‌‍​ ‌‍‍​‌‍‍‌‌‍ ​‌‍‌​‌ ​‍‌‍‌‌‌‍ ‍​‍‌‌​ ‌‌‌​​‍‌‌ ‌‍‍ ‌‍‌‌‌ ‍‌​‍‌‌​ ​ ‌​‌​​‍‌‌​ ​ ‌​‌​​‍‌‌​ ​‍​ ​‍‌‍​‌​ ‌​‌‍​‌​ ‍​​ ‍​‌‍‌‍‌‍​‌​ ‍‌​ ‌‍​ ‌​‌‍‌‍​ ‌‍​‍‌‌​ ​‍​ ​‍​‍‌‌​ ‌‌‌​‌​​‍ ‍‌ ‌​‌‍‌‌‌ ‍​‌ ‌​​ ‌‍​‍‌‍​‌‌ ​ ‌‍‌‌‌‌‌‌‌ ​‍‌‍ ​​ ‌‌‍‍​‌ ‌​‌ ‌​‌ ​​​‍‌‌​ ​ ‌​​‌​‍‌‌​ ​‍‌​‌‍​‍‌‌​ ​‍‌​‌‍‌‍ ​‌‍ ‌‍​ ‌‍​‌‌‍ ​‌‍‍​‌‍ ‌ ​ ‌ ‌​​‍‌‌​ ​ ‌​​‌​ ​ ​ ​ ​ ​ ​ ​ ​‍‌‍‌‍‍‌‌‍‌​​ ‌​ ‌ ​ ‌‍​ ​ ​ ‌‌‌‍‌‌​ ​‌​ ‍​‌‍‌‍​‍ ‌‌‍‌‌​ ​​​ ​‌​ ‌ ​‍ ‌​ ‌​‌‍​ ‌‍‌​​ ‍​​‍ ‌​ ‍‌‌‍‌‍‌‍‌​​ ‌ ​‍ ‌‌‍‌‍​ ​‍​ ‌ ​ ​ ​ ​‍​ ‍​​ ​​​ ‍‌​ ​​​ ‌ ‌‍‌‍‌‍​‌​‍‌‍‌ ‌​‌ ‍‌‌ ​​‌‍‌‌​ ‌‌‍ ‍‌‍‌‌‌ ‌ ‌ ​ ​‍‌‍‌ ​​‌‍​‌‌ ‌​‌‍‍​​ ‌‌‍​ ‌‍ ‌‍ ‍‌ ‌​‌‍‌‌‌‍ ‍‌ ‌​​‍‌‌​ ‌‌‌​​‍‌‌ ‌‍‍ ‌‍‌‌‌ ‍‌​‍‌‌​ ​ ‌​‌​​‍‌‌​ ​ ‌​‌​​‍‌‌​ ​‍​ ​‍‌‍‌‌​ ‍​‌‍​‍​ ​ ​ ‌ ‌‍​‍​ ​‌‌‍‌​​ ‌ ​ ​​‌‍​‌‌‍‌‍​‍‌‌​ ​‍​ ​‍​‍‌‌​ ‌‌‌​‌​​‍ ‍‌‍​ ‌‍‍​‌‍‍‌‌‍ ​‌‍‌​‌ ​‍‌‍‌‌‌‍ ‍​‍‌‌​ ‌‌‌​​‍‌‌ ‌‍‍ ‌‍‌‌‌ ‍‌​‍‌‌​ ​ ‌​‌​​‍‌‌​ ​ ‌​‌​​‍‌‌​ ​‍​ ​‍‌‍​‌​ ‌​‌‍​‌​ ‍​​ ‍​‌‍‌‍‌‍​‌​ ‍‌​ ‌‍​ ‌​‌‍‌‍​ ‌‍​‍‌‌​ ​‍​ ​‍​‍‌‌​ ‌‌‌​‌​​‍ ‍‌ ‌​‌‍‌‌‌ ‍​‌ ‌​​‍‌‍‌ ​​‌‍‌‌‌ ​‍‌ ​ ‌ ​​‌‍‌‌‌‍​ ‌ ‌​‌‍‍‌‌ ‌‍‌‍‌‌​ ‌‌ ​​‌ ‌‌‌‍​‍‌‍ ​‌‍‍‌‌ ​ ‌‍‍​‌‍‌‌‌‍‌​​‍​‍‌ ‌ and steel require enormous quantities of cheap, clean energy, and Europe simply does not have it. Its electricity and hydrogen are expensive and most of Europe has renewable
resources that are average at best. Australia, by contrast, has some of the best renewable energy resources in the world, giving us the much stronger starting hand.​​​​‌ ‍ ​‍​‍‌‍ ‌ ​‍‌‍‍‌‌‍‌ ‌‍‍‌‌‍ ‍​‍​‍​ ‍‍​‍​‍‌ ​ ‌‍​‌‌‍ ‍‌‍‍‌‌ ‌​‌ ‍‌​‍ ‍‌‍‍‌‌‍ ​‍​‍​‍ ​​‍​‍‌‍‍​‌ ​‍‌‍‌‌‌‍‌‍​‍​‍​ ‍‍​‍​‍‌‍‍​‌ ‌​‌ ‌​‌ ​​​ ‍‍​‍ ​‍ ‌‍ ​‌‍ ‌‍​ ‌‍​‌‌‍ ​‌‍‍​‌‍ ‌ ​ ‌ ‌​​ ‍‍​ ​ ​ ​ ​ ​ ​ ​ ​‍ ‌‍‍‌‌‍ ‍‌ ‌​‌‍‌‌‌‍ ‍‌ ‌​​‍ ‌‍‌‌‌‍‌​‌‍‍‌‌ ‌​​‍ ‌‍ ‌‌‍ ‌‍‌​‌‍‌‌​ ‌‌ ​​‌ ​‍‌‍‌‌‌ ​ ‌‍‌‌‌‍ ‍‌ ‌​‌‍​‌‌ ‌​‌‍‍‌‌‍ ‌‍ ‍​ ‍ ‌‍‍‌‌‍‌​​ ‌​ ‌ ​ ‌‍​ ​ ​ ‌‌‌‍‌‌​ ​‌​ ‍​‌‍‌‍​‍ ‌‌‍‌‌​ ​​​ ​‌​ ‌ ​‍ ‌​ ‌​‌‍​ ‌‍‌​​ ‍​​‍ ‌​ ‍‌‌‍‌‍‌‍‌​​ ‌ ​‍ ‌‌‍‌‍​ ​‍​ ‌ ​ ​ ​ ​‍​ ‍​​ ​​​ ‍‌​ ​​​ ‌ ‌‍‌‍‌‍​‌​ ‍ ‌ ‌​‌ ‍‌‌ ​​‌‍‌‌​ ‌‌‍ ‍‌‍‌‌‌ ‌ ‌ ​ ​ ‍ ‌ ​​‌‍​‌‌ ‌​‌‍‍​​ ‌‌‍​ ‌‍ ‌‍ ‍‌ ‌​‌‍‌‌‌‍ ‍‌ ‌​​‍‌‌​ ‌‌‌​​‍‌‌ ‌‍‍ ‌‍‌‌‌ ‍‌​‍‌‌​ ​ ‌​‌​​‍‌‌​ ​ ‌​‌​​‍‌‌​ ​‍​ ​‍‌‍‌‌​ ‍​‌‍​‍​ ​ ​ ‌ ‌‍​‍​ ​‌‌‍‌​​ ‌ ​ ​​‌‍​‌‌‍‌‍​‍‌‌​ ​‍​ ​‍​‍‌‌​ ‌‌‌​‌​​‍ ‍‌‍​ ‌‍‍​‌‍‍‌‌‍ ​‌‍‌​‌ ​‍‌‍‌‌‌‍ ‍​‍‌‌​ ‌‌‌​​‍‌‌ ‌‍‍ ‌‍‌‌‌ ‍‌​‍‌‌​ ​ ‌​‌​​‍‌‌​ ​ ‌​‌​​‍‌‌​ ​‍​ ​‍​ ‌‌‌‍​‍​ ‌‌‌‍​ ‌‍‌‍​ ​‍​ ​‌‌‍​‍​ ‌‍​ ‍​‌‍​ ​ ‌ ​‍‌‌​ ​‍​ ​‍​‍‌‌​ ‌‌‌​‌​​‍ ‍‌ ‌​‌‍‌‌‌ ‍​‌ ‌​​ ‌‍​‍‌‍​‌‌ ​ ‌‍‌‌‌‌‌‌‌ ​‍‌‍ ​​ ‌‌‍‍​‌ ‌​‌ ‌​‌ ​​​‍‌‌​ ​ ‌​​‌​‍‌‌​ ​‍‌​‌‍​‍‌‌​ ​‍‌​‌‍‌‍ ​‌‍ ‌‍​ ‌‍​‌‌‍ ​‌‍‍​‌‍ ‌ ​ ‌ ‌​​‍‌‌​ ​ ‌​​‌​ ​ ​ ​ ​ ​ ​ ​ ​‍‌‍‌‍‍‌‌‍‌​​ ‌​ ‌ ​ ‌‍​ ​ ​ ‌‌‌‍‌‌​ ​‌​ ‍​‌‍‌‍​‍ ‌‌‍‌‌​ ​​​ ​‌​ ‌ ​‍ ‌​ ‌​‌‍​ ‌‍‌​​ ‍​​‍ ‌​ ‍‌‌‍‌‍‌‍‌​​ ‌ ​‍ ‌‌‍‌‍​ ​‍​ ‌ ​ ​ ​ ​‍​ ‍​​ ​​​ ‍‌​ ​​​ ‌ ‌‍‌‍‌‍​‌​‍‌‍‌ ‌​‌ ‍‌‌ ​​‌‍‌‌​ ‌‌‍ ‍‌‍‌‌‌ ‌ ‌ ​ ​‍‌‍‌ ​​‌‍​‌‌ ‌​‌‍‍​​ ‌‌‍​ ‌‍ ‌‍ ‍‌ ‌​‌‍‌‌‌‍ ‍‌ ‌​​‍‌‌​ ‌‌‌​​‍‌‌ ‌‍‍ ‌‍‌‌‌ ‍‌​‍‌‌​ ​ ‌​‌​​‍‌‌​ ​ ‌​‌​​‍‌‌​ ​‍​ ​‍‌‍‌‌​ ‍​‌‍​‍​ ​ ​ ‌ ‌‍​‍​ ​‌‌‍‌​​ ‌ ​ ​​‌‍​‌‌‍‌‍​‍‌‌​ ​‍​ ​‍​‍‌‌​ ‌‌‌​‌​​‍ ‍‌‍​ ‌‍‍​‌‍‍‌‌‍ ​‌‍‌​‌ ​‍‌‍‌‌‌‍ ‍​‍‌‌​ ‌‌‌​​‍‌‌ ‌‍‍ ‌‍‌‌‌ ‍‌​‍‌‌​ ​ ‌​‌​​‍‌‌​ ​ ‌​‌​​‍‌‌​ ​‍​ ​‍​ ‌‌‌‍​‍​ ‌‌‌‍​ ‌‍‌‍​ ​‍​ ​‌‌‍​‍​ ‌‍​ ‍​‌‍​ ​ ‌ ​‍‌‌​ ​‍​ ​‍​‍‌‌​ ‌‌‌​‌​​‍ ‍‌ ‌​‌‍‌‌‌ ‍​‌ ‌​​‍‌‍‌ ​​‌‍‌‌‌ ​‍‌ ​ ‌ ​​‌‍‌‌‌‍​ ‌ ‌​‌‍‍‌‌ ‌‍‌‍‌‌​ ‌‌ ​​‌ ‌‌‌‍​‍‌‍ ​‌‍‍‌‌ ​ ‌‍‍​‌‍‌‌‌‍‌​​‍​‍‌ ‌
So why is Europe building while we are still talking?​​​​‌ ‍ ​‍​‍‌‍ ‌ ​‍‌‍‍‌‌‍‌ ‌‍‍‌‌‍ ‍​‍​‍​ ‍‍​‍​‍‌ ​ ‌‍​‌‌‍ ‍‌‍‍‌‌ ‌​‌ ‍‌​‍ ‍‌‍‍‌‌‍ ​‍​‍​‍ ​​‍​‍‌‍‍​‌ ​‍‌‍‌‌‌‍‌‍​‍​‍​ ‍‍​‍​‍‌‍‍​‌ ‌​‌ ‌​‌ ​​​ ‍‍​‍ ​‍ ‌‍ ​‌‍ ‌‍​ ‌‍​‌‌‍ ​‌‍‍​‌‍ ‌ ​ ‌ ‌​​ ‍‍​ ​ ​ ​ ​ ​ ​ ​ ​‍ ‌‍‍‌‌‍ ‍‌ ‌​‌‍‌‌‌‍ ‍‌ ‌​​‍ ‌‍‌‌‌‍‌​‌‍‍‌‌ ‌​​‍ ‌‍ ‌‌‍ ‌‍‌​‌‍‌‌​ ‌‌ ​​‌ ​‍‌‍‌‌‌ ​ ‌‍‌‌‌‍ ‍‌ ‌​‌‍​‌‌ ‌​‌‍‍‌‌‍ ‌‍ ‍​ ‍ ‌‍‍‌‌‍‌​​ ‌​ ‌ ​ ‌‍​ ​ ​ ‌‌‌‍‌‌​ ​‌​ ‍​‌‍‌‍​‍ ‌‌‍‌‌​ ​​​ ​‌​ ‌ ​‍ ‌​ ‌​‌‍​ ‌‍‌​​ ‍​​‍ ‌​ ‍‌‌‍‌‍‌‍‌​​ ‌ ​‍ ‌‌‍‌‍​ ​‍​ ‌ ​ ​ ​ ​‍​ ‍​​ ​​​ ‍‌​ ​​​ ‌ ‌‍‌‍‌‍​‌​ ‍ ‌ ‌​‌ ‍‌‌ ​​‌‍‌‌​ ‌‌‍ ‍‌‍‌‌‌ ‌ ‌ ​ ​ ‍ ‌ ​​‌‍​‌‌ ‌​‌‍‍​​ ‌‌‍​ ‌‍ ‌‍ ‍‌ ‌​‌‍‌‌‌‍ ‍‌ ‌​​‍‌‌​ ‌‌‌​​‍‌‌ ‌‍‍ ‌‍‌‌‌ ‍‌​‍‌‌​ ​ ‌​‌​​‍‌‌​ ​ ‌​‌​​‍‌‌​ ​‍​ ​‍‌‍​ ​ ​​‌‍​ ​ ‌ ‌‍​‍​ ​‍​ ​ ‌‍​‍‌‍​‌​ ‌‌‌‍​‍​ ​‌​‍‌‌​ ​‍​ ​‍​‍‌‌​ ‌‌‌​‌​​‍ ‍‌‍​ ‌‍‍​‌‍‍‌‌‍ ​‌‍‌​‌ ​‍‌‍‌‌‌‍ ‍​‍‌‌​ ‌‌‌​​‍‌‌ ‌‍‍ ‌‍‌‌‌ ‍‌​‍‌‌​ ​ ‌​‌​​‍‌‌​ ​ ‌​‌​​‍‌‌​ ​‍​ ​‍‌‍​ ​ ‌​​ ‌‌‌‍​ ​ ‌​​ ‍‌​ ​‌‌‍‌‌​ ‌‌​ ​‍‌‍‌‌‌‍​‌​‍‌‌​ ​‍​ ​‍​‍‌‌​ ‌‌‌​‌​​‍ ‍‌ ‌​‌‍‌‌‌ ‍​‌ ‌​​ ‌‍​‍‌‍​‌‌ ​ ‌‍‌‌‌‌‌‌‌ ​‍‌‍ ​​ ‌‌‍‍​‌ ‌​‌ ‌​‌ ​​​‍‌‌​ ​ ‌​​‌​‍‌‌​ ​‍‌​‌‍​‍‌‌​ ​‍‌​‌‍‌‍ ​‌‍ ‌‍​ ‌‍​‌‌‍ ​‌‍‍​‌‍ ‌ ​ ‌ ‌​​‍‌‌​ ​ ‌​​‌​ ​ ​ ​ ​ ​ ​ ​ ​‍‌‍‌‍‍‌‌‍‌​​ ‌​ ‌ ​ ‌‍​ ​ ​ ‌‌‌‍‌‌​ ​‌​ ‍​‌‍‌‍​‍ ‌‌‍‌‌​ ​​​ ​‌​ ‌ ​‍ ‌​ ‌​‌‍​ ‌‍‌​​ ‍​​‍ ‌​ ‍‌‌‍‌‍‌‍‌​​ ‌ ​‍ ‌‌‍‌‍​ ​‍​ ‌ ​ ​ ​ ​‍​ ‍​​ ​​​ ‍‌​ ​​​ ‌ ‌‍‌‍‌‍​‌​‍‌‍‌ ‌​‌ ‍‌‌ ​​‌‍‌‌​ ‌‌‍ ‍‌‍‌‌‌ ‌ ‌ ​ ​‍‌‍‌ ​​‌‍​‌‌ ‌​‌‍‍​​ ‌‌‍​ ‌‍ ‌‍ ‍‌ ‌​‌‍‌‌‌‍ ‍‌ ‌​​‍‌‌​ ‌‌‌​​‍‌‌ ‌‍‍ ‌‍‌‌‌ ‍‌​‍‌‌​ ​ ‌​‌​​‍‌‌​ ​ ‌​‌​​‍‌‌​ ​‍​ ​‍‌‍​ ​ ​​‌‍​ ​ ‌ ‌‍​‍​ ​‍​ ​ ‌‍​‍‌‍​‌​ ‌‌‌‍​‍​ ​‌​‍‌‌​ ​‍​ ​‍​‍‌‌​ ‌‌‌​‌​​‍ ‍‌‍​ ‌‍‍​‌‍‍‌‌‍ ​‌‍‌​‌ ​‍‌‍‌‌‌‍ ‍​‍‌‌​ ‌‌‌​​‍‌‌ ‌‍‍ ‌‍‌‌‌ ‍‌​‍‌‌​ ​ ‌​‌​​‍‌‌​ ​ ‌​‌​​‍‌‌​ ​‍​ ​‍‌‍​ ​ ‌​​ ‌‌‌‍​ ​ ‌​​ ‍‌​ ​‌‌‍‌‌​ ‌‌​ ​‍‌‍‌‌‌‍​‌​‍‌‌​ ​‍​ ​‍​‍‌‌​ ‌‌‌​‌​​‍ ‍‌ ‌​‌‍‌‌‌ ‍​‌ ‌​​‍‌‍‌ ​​‌‍‌‌‌ ​‍‌ ​ ‌ ​​‌‍‌‌‌‍​ ‌ ‌​‌‍‍‌‌ ‌‍‌‍‌‌​ ‌‌ ​​‌ ‌‌‌‍​‍‌‍ ​‌‍‍‌‌ ​ ‌‍‍​‌‍‌‌‌‍‌​​‍​‍‌ ‌
The answer, given to me at almost every project and in almost every meeting, was policy. Europe has recognised what the transition requires and has put settings in place that make the investment logic work. A
carbon price, in the form of an Emissions Trading Scheme, that steadily raises the cost of high-emissions production, and a border tariff that applies the same cost to imports, together create a future market in
which clean steel becomes the cheaper option. That change is what turns these projects from good intentions into financeable decisions.​​​​‌ ‍ ​‍​‍‌‍ ‌ ​‍‌‍‍‌‌‍‌ ‌‍‍‌‌‍ ‍​‍​‍​ ‍‍​‍​‍‌ ​ ‌‍​‌‌‍ ‍‌‍‍‌‌ ‌​‌ ‍‌​‍ ‍‌‍‍‌‌‍ ​‍​‍​‍ ​​‍​‍‌‍‍​‌ ​‍‌‍‌‌‌‍‌‍​‍​‍​ ‍‍​‍​‍‌‍‍​‌ ‌​‌ ‌​‌ ​​​ ‍‍​‍ ​‍ ‌‍ ​‌‍ ‌‍​ ‌‍​‌‌‍ ​‌‍‍​‌‍ ‌ ​ ‌ ‌​​ ‍‍​ ​ ​ ​ ​ ​ ​ ​ ​‍ ‌‍‍‌‌‍ ‍‌ ‌​‌‍‌‌‌‍ ‍‌ ‌​​‍ ‌‍‌‌‌‍‌​‌‍‍‌‌ ‌​​‍ ‌‍ ‌‌‍ ‌‍‌​‌‍‌‌​ ‌‌ ​​‌ ​‍‌‍‌‌‌ ​ ‌‍‌‌‌‍ ‍‌ ‌​‌‍​‌‌ ‌​‌‍‍‌‌‍ ‌‍ ‍​ ‍ ‌‍‍‌‌‍‌​​ ‌​ ‌ ​ ‌‍​ ​ ​ ‌‌‌‍‌‌​ ​‌​ ‍​‌‍‌‍​‍ ‌‌‍‌‌​ ​​​ ​‌​ ‌ ​‍ ‌​ ‌​‌‍​ ‌‍‌​​ ‍​​‍ ‌​ ‍‌‌‍‌‍‌‍‌​​ ‌ ​‍ ‌‌‍‌‍​ ​‍​ ‌ ​ ​ ​ ​‍​ ‍​​ ​​​ ‍‌​ ​​​ ‌ ‌‍‌‍‌‍​‌​ ‍ ‌ ‌​‌ ‍‌‌ ​​‌‍‌‌​ ‌‌‍ ‍‌‍‌‌‌ ‌ ‌ ​ ​ ‍ ‌ ​​‌‍​‌‌ ‌​‌‍‍​​ ‌‌‍​ ‌‍ ‌‍ ‍‌ ‌​‌‍‌‌‌‍ ‍‌ ‌​​‍‌‌​ ‌‌‌​​‍‌‌ ‌‍‍ ‌‍‌‌‌ ‍‌​‍‌‌​ ​ ‌​‌​​‍‌‌​ ​ ‌​‌​​‍‌‌​ ​‍​ ​‍‌‍‌‍‌‍‌​‌‍‌‌​ ‌‌‌‍‌​​ ‌ ​ ‍‌​ ‌‍‌‍​ ​ ‌ ‌‍​‌​ ‌‍​‍‌‌​ ​‍​ ​‍​‍‌‌​ ‌‌‌​‌​​‍ ‍‌‍​ ‌‍‍​‌‍‍‌‌‍ ​‌‍‌​‌ ​‍‌‍‌‌‌‍ ‍​‍‌‌​ ‌‌‌​​‍‌‌ ‌‍‍ ‌‍‌‌‌ ‍‌​‍‌‌​ ​ ‌​‌​​‍‌‌​ ​ ‌​‌​​‍‌‌​ ​‍​ ​‍‌‍​ ​ ‌​​ ‌‌‌‍​ ​ ‌​​ ‍‌​ ​‌‌‍‌‌​ ‌‌​ ​‍‌‍‌‌‌‍​‌​‍‌‌​ ​‍​ ​‍​‍‌‌​ ‌‌‌​‌​​‍ ‍‌ ‌​‌‍‌‌‌ ‍​‌ ‌​​ ‌‍​‍‌‍​‌‌ ​ ‌‍‌‌‌‌‌‌‌ ​‍‌‍ ​​ ‌‌‍‍​‌ ‌​‌ ‌​‌ ​​​‍‌‌​ ​ ‌​​‌​‍‌‌​ ​‍‌​‌‍​‍‌‌​ ​‍‌​‌‍‌‍ ​‌‍ ‌‍​ ‌‍​‌‌‍ ​‌‍‍​‌‍ ‌ ​ ‌ ‌​​‍‌‌​ ​ ‌​​‌​ ​ ​ ​ ​ ​ ​ ​ ​‍‌‍‌‍‍‌‌‍‌​​ ‌​ ‌ ​ ‌‍​ ​ ​ ‌‌‌‍‌‌​ ​‌​ ‍​‌‍‌‍​‍ ‌‌‍‌‌​ ​​​ ​‌​ ‌ ​‍ ‌​ ‌​‌‍​ ‌‍‌​​ ‍​​‍ ‌​ ‍‌‌‍‌‍‌‍‌​​ ‌ ​‍ ‌‌‍‌‍​ ​‍​ ‌ ​ ​ ​ ​‍​ ‍​​ ​​​ ‍‌​ ​​​ ‌ ‌‍‌‍‌‍​‌​‍‌‍‌ ‌​‌ ‍‌‌ ​​‌‍‌‌​ ‌‌‍ ‍‌‍‌‌‌ ‌ ‌ ​ ​‍‌‍‌ ​​‌‍​‌‌ ‌​‌‍‍​​ ‌‌‍​ ‌‍ ‌‍ ‍‌ ‌​‌‍‌‌‌‍ ‍‌ ‌​​‍‌‌​ ‌‌‌​​‍‌‌ ‌‍‍ ‌‍‌‌‌ ‍‌​‍‌‌​ ​ ‌​‌​​‍‌‌​ ​ ‌​‌​​‍‌‌​ ​‍​ ​‍‌‍‌‍‌‍‌​‌‍‌‌​ ‌‌‌‍‌​​ ‌ ​ ‍‌​ ‌‍‌‍​ ​ ‌ ‌‍​‌​ ‌‍​‍‌‌​ ​‍​ ​‍​‍‌‌​ ‌‌‌​‌​​‍ ‍‌‍​ ‌‍‍​‌‍‍‌‌‍ ​‌‍‌​‌ ​‍‌‍‌‌‌‍ ‍​‍‌‌​ ‌‌‌​​‍‌‌ ‌‍‍ ‌‍‌‌‌ ‍‌​‍‌‌​ ​ ‌​‌​​‍‌‌​ ​ ‌​‌​​‍‌‌​ ​‍​ ​‍‌‍​ ​ ‌​​ ‌‌‌‍​ ​ ‌​​ ‍‌​ ​‌‌‍‌‌​ ‌‌​ ​‍‌‍‌‌‌‍​‌​‍‌‌​ ​‍​ ​‍​‍‌‌​ ‌‌‌​‌​​‍ ‍‌ ‌​‌‍‌‌‌ ‍​‌ ‌​​‍‌‍‌ ​​‌‍‌‌‌ ​‍‌ ​ ‌ ​​‌‍‌‌‌‍​ ‌ ‌​‌‍‍‌‌ ‌‍‌‍‌‌​ ‌‌ ​​‌ ‌‌‌‍​‍‌‍ ​‌‍‍‌‌ ​ ‌‍‍​‌‍‌‌‌‍‌​​‍​‍‌ ‌
The companies were candid that, on today's prices, the commercial case is not yet there. They are investing regardless, because the policy framework gives them confidence that the market will exist by the time
their plants are running. That confidence is bearing a very large load.​​​​‌ ‍ ​‍​‍‌‍ ‌ ​‍‌‍‍‌‌‍‌ ‌‍‍‌‌‍ ‍​‍​‍​ ‍‍​‍​‍‌ ​ ‌‍​‌‌‍ ‍‌‍‍‌‌ ‌​‌ ‍‌​‍ ‍‌‍‍‌‌‍ ​‍​‍​‍ ​​‍​‍‌‍‍​‌ ​‍‌‍‌‌‌‍‌‍​‍​‍​ ‍‍​‍​‍‌‍‍​‌ ‌​‌ ‌​‌ ​​​ ‍‍​‍ ​‍ ‌‍ ​‌‍ ‌‍​ ‌‍​‌‌‍ ​‌‍‍​‌‍ ‌ ​ ‌ ‌​​ ‍‍​ ​ ​ ​ ​ ​ ​ ​ ​‍ ‌‍‍‌‌‍ ‍‌ ‌​‌‍‌‌‌‍ ‍‌ ‌​​‍ ‌‍‌‌‌‍‌​‌‍‍‌‌ ‌​​‍ ‌‍ ‌‌‍ ‌‍‌​‌‍‌‌​ ‌‌ ​​‌ ​‍‌‍‌‌‌ ​ ‌‍‌‌‌‍ ‍‌ ‌​‌‍​‌‌ ‌​‌‍‍‌‌‍ ‌‍ ‍​ ‍ ‌‍‍‌‌‍‌​​ ‌​ ‌ ​ ‌‍​ ​ ​ ‌‌‌‍‌‌​ ​‌​ ‍​‌‍‌‍​‍ ‌‌‍‌‌​ ​​​ ​‌​ ‌ ​‍ ‌​ ‌​‌‍​ ‌‍‌​​ ‍​​‍ ‌​ ‍‌‌‍‌‍‌‍‌​​ ‌ ​‍ ‌‌‍‌‍​ ​‍​ ‌ ​ ​ ​ ​‍​ ‍​​ ​​​ ‍‌​ ​​​ ‌ ‌‍‌‍‌‍​‌​ ‍ ‌ ‌​‌ ‍‌‌ ​​‌‍‌‌​ ‌‌‍ ‍‌‍‌‌‌ ‌ ‌ ​ ​ ‍ ‌ ​​‌‍​‌‌ ‌​‌‍‍​​ ‌‌‍​ ‌‍ ‌‍ ‍‌ ‌​‌‍‌‌‌‍ ‍‌ ‌​​‍‌‌​ ‌‌‌​​‍‌‌ ‌‍‍ ‌‍‌‌‌ ‍‌​‍‌‌​ ​ ‌​‌​​‍‌‌​ ​ ‌​‌​​‍‌‌​ ​‍​ ​‍​ ‌ ‌‍​‌​ ​​​ ​​‌‍‌‍‌‍​ ​ ​​​ ‌‌​ ​‍​ ‌ ​ ‍‌‌‍‌‍​‍‌‌​ ​‍​ ​‍​‍‌‌​ ‌‌‌​‌​​‍ ‍‌‍​ ‌‍‍​‌‍‍‌‌‍ ​‌‍‌​‌ ​‍‌‍‌‌‌‍ ‍​‍‌‌​ ‌‌‌​​‍‌‌ ‌‍‍ ‌‍‌‌‌ ‍‌​‍‌‌​ ​ ‌​‌​​‍‌‌​ ​ ‌​‌​​‍‌‌​ ​‍​ ​‍​ ‌‌​ ​​‌‍​‌​ ‌‍‌‍​‍​ ‍‌‌‍‌​​ ‌ ​ ​‍‌‍‌‌‌‍‌​​ ​ ​‍‌‌​ ​‍​ ​‍​‍‌‌​ ‌‌‌​‌​​‍ ‍‌ ‌​‌‍‌‌‌ ‍​‌ ‌​​ ‌‍​‍‌‍​‌‌ ​ ‌‍‌‌‌‌‌‌‌ ​‍‌‍ ​​ ‌‌‍‍​‌ ‌​‌ ‌​‌ ​​​‍‌‌​ ​ ‌​​‌​‍‌‌​ ​‍‌​‌‍​‍‌‌​ ​‍‌​‌‍‌‍ ​‌‍ ‌‍​ ‌‍​‌‌‍ ​‌‍‍​‌‍ ‌ ​ ‌ ‌​​‍‌‌​ ​ ‌​​‌​ ​ ​ ​ ​ ​ ​ ​ ​‍‌‍‌‍‍‌‌‍‌​​ ‌​ ‌ ​ ‌‍​ ​ ​ ‌‌‌‍‌‌​ ​‌​ ‍​‌‍‌‍​‍ ‌‌‍‌‌​ ​​​ ​‌​ ‌ ​‍ ‌​ ‌​‌‍​ ‌‍‌​​ ‍​​‍ ‌​ ‍‌‌‍‌‍‌‍‌​​ ‌ ​‍ ‌‌‍‌‍​ ​‍​ ‌ ​ ​ ​ ​‍​ ‍​​ ​​​ ‍‌​ ​​​ ‌ ‌‍‌‍‌‍​‌​‍‌‍‌ ‌​‌ ‍‌‌ ​​‌‍‌‌​ ‌‌‍ ‍‌‍‌‌‌ ‌ ‌ ​ ​‍‌‍‌ ​​‌‍​‌‌ ‌​‌‍‍​​ ‌‌‍​ ‌‍ ‌‍ ‍‌ ‌​‌‍‌‌‌‍ ‍‌ ‌​​‍‌‌​ ‌‌‌​​‍‌‌ ‌‍‍ ‌‍‌‌‌ ‍‌​‍‌‌​ ​ ‌​‌​​‍‌‌​ ​ ‌​‌​​‍‌‌​ ​‍​ ​‍​ ‌ ‌‍​‌​ ​​​ ​​‌‍‌‍‌‍​ ​ ​​​ ‌‌​ ​‍​ ‌ ​ ‍‌‌‍‌‍​‍‌‌​ ​‍​ ​‍​‍‌‌​ ‌‌‌​‌​​‍ ‍‌‍​ ‌‍‍​‌‍‍‌‌‍ ​‌‍‌​‌ ​‍‌‍‌‌‌‍ ‍​‍‌‌​ ‌‌‌​​‍‌‌ ‌‍‍ ‌‍‌‌‌ ‍‌​‍‌‌​ ​ ‌​‌​​‍‌‌​ ​ ‌​‌​​‍‌‌​ ​‍​ ​‍​ ‌‌​ ​​‌‍​‌​ ‌‍‌‍​‍​ ‍‌‌‍‌​​ ‌ ​ ​‍‌‍‌‌‌‍‌​​ ​ ​‍‌‌​ ​‍​ ​‍​‍‌‌​ ‌‌‌​‌​​‍ ‍‌ ‌​‌‍‌‌‌ ‍​‌ ‌​​‍‌‍‌ ​​‌‍‌‌‌ ​‍‌ ​ ‌ ​​‌‍‌‌‌‍​ ‌ ‌​‌‍‍‌‌ ‌‍‌‍‌‌​ ‌‌ ​​‌ ‌‌‌‍​‍‌‍ ​‌‍‍‌‌ ​ ‌‍‍​‌‍‌‌‌‍‌​​‍​‍‌ ‌
And this is not happening in a settled political climate. There is real pressure across Europe to slow the pace of climate action, and the durability of the carbon price is openly contested. Yet the projects are
pressing ahead. That tells you how much confidence the policy has already created.​​​​‌ ‍ ​‍​‍‌‍ ‌ ​‍‌‍‍‌‌‍‌ ‌‍‍‌‌‍ ‍​‍​‍​ ‍‍​‍​‍‌ ​ ‌‍​‌‌‍ ‍‌‍‍‌‌ ‌​‌ ‍‌​‍ ‍‌‍‍‌‌‍ ​‍​‍​‍ ​​‍​‍‌‍‍​‌ ​‍‌‍‌‌‌‍‌‍​‍​‍​ ‍‍​‍​‍‌‍‍​‌ ‌​‌ ‌​‌ ​​​ ‍‍​‍ ​‍ ‌‍ ​‌‍ ‌‍​ ‌‍​‌‌‍ ​‌‍‍​‌‍ ‌ ​ ‌ ‌​​ ‍‍​ ​ ​ ​ ​ ​ ​ ​ ​‍ ‌‍‍‌‌‍ ‍‌ ‌​‌‍‌‌‌‍ ‍‌ ‌​​‍ ‌‍‌‌‌‍‌​‌‍‍‌‌ ‌​​‍ ‌‍ ‌‌‍ ‌‍‌​‌‍‌‌​ ‌‌ ​​‌ ​‍‌‍‌‌‌ ​ ‌‍‌‌‌‍ ‍‌ ‌​‌‍​‌‌ ‌​‌‍‍‌‌‍ ‌‍ ‍​ ‍ ‌‍‍‌‌‍‌​​ ‌​ ‌ ​ ‌‍​ ​ ​ ‌‌‌‍‌‌​ ​‌​ ‍​‌‍‌‍​‍ ‌‌‍‌‌​ ​​​ ​‌​ ‌ ​‍ ‌​ ‌​‌‍​ ‌‍‌​​ ‍​​‍ ‌​ ‍‌‌‍‌‍‌‍‌​​ ‌ ​‍ ‌‌‍‌‍​ ​‍​ ‌ ​ ​ ​ ​‍​ ‍​​ ​​​ ‍‌​ ​​​ ‌ ‌‍‌‍‌‍​‌​ ‍ ‌ ‌​‌ ‍‌‌ ​​‌‍‌‌​ ‌‌‍ ‍‌‍‌‌‌ ‌ ‌ ​ ​ ‍ ‌ ​​‌‍​‌‌ ‌​‌‍‍​​ ‌‌‍​ ‌‍ ‌‍ ‍‌ ‌​‌‍‌‌‌‍ ‍‌ ‌​​‍‌‌​ ‌‌‌​​‍‌‌ ‌‍‍ ‌‍‌‌‌ ‍‌​‍‌‌​ ​ ‌​‌​​‍‌‌​ ​ ‌​‌​​‍‌‌​ ​‍​ ​‍​ ‌ ​ ‌​‌‍‌‍​ ‌‍​ ‌ ‌‍‌​​ ​‌​ ‌‌​ ‍​​ ‍‌​ ​‍‌‍​ ​‍‌‌​ ​‍​ ​‍​‍‌‌​ ‌‌‌​‌​​‍ ‍‌‍​ ‌‍‍​‌‍‍‌‌‍ ​‌‍‌​‌ ​‍‌‍‌‌‌‍ ‍​‍‌‌​ ‌‌‌​​‍‌‌ ‌‍‍ ‌‍‌‌‌ ‍‌​‍‌‌​ ​ ‌​‌​​‍‌‌​ ​ ‌​‌​​‍‌‌​ ​‍​ ​‍‌‍​‌‌‍​ ​ ​‌​ ‌‍‌‍‌​​ ‌​‌‍‌​​ ‌‍‌‍‌‌‌‍​ ‌‍​ ​ ‌‍​‍‌‌​ ​‍​ ​‍​‍‌‌​ ‌‌‌​‌​​‍ ‍‌ ‌​‌‍‌‌‌ ‍​‌ ‌​​ ‌‍​‍‌‍​‌‌ ​ ‌‍‌‌‌‌‌‌‌ ​‍‌‍ ​​ ‌‌‍‍​‌ ‌​‌ ‌​‌ ​​​‍‌‌​ ​ ‌​​‌​‍‌‌​ ​‍‌​‌‍​‍‌‌​ ​‍‌​‌‍‌‍ ​‌‍ ‌‍​ ‌‍​‌‌‍ ​‌‍‍​‌‍ ‌ ​ ‌ ‌​​‍‌‌​ ​ ‌​​‌​ ​ ​ ​ ​ ​ ​ ​ ​‍‌‍‌‍‍‌‌‍‌​​ ‌​ ‌ ​ ‌‍​ ​ ​ ‌‌‌‍‌‌​ ​‌​ ‍​‌‍‌‍​‍ ‌‌‍‌‌​ ​​​ ​‌​ ‌ ​‍ ‌​ ‌​‌‍​ ‌‍‌​​ ‍​​‍ ‌​ ‍‌‌‍‌‍‌‍‌​​ ‌ ​‍ ‌‌‍‌‍​ ​‍​ ‌ ​ ​ ​ ​‍​ ‍​​ ​​​ ‍‌​ ​​​ ‌ ‌‍‌‍‌‍​‌​‍‌‍‌ ‌​‌ ‍‌‌ ​​‌‍‌‌​ ‌‌‍ ‍‌‍‌‌‌ ‌ ‌ ​ ​‍‌‍‌ ​​‌‍​‌‌ ‌​‌‍‍​​ ‌‌‍​ ‌‍ ‌‍ ‍‌ ‌​‌‍‌‌‌‍ ‍‌ ‌​​‍‌‌​ ‌‌‌​​‍‌‌ ‌‍‍ ‌‍‌‌‌ ‍‌​‍‌‌​ ​ ‌​‌​​‍‌‌​ ​ ‌​‌​​‍‌‌​ ​‍​ ​‍​ ‌ ​ ‌​‌‍‌‍​ ‌‍​ ‌ ‌‍‌​​ ​‌​ ‌‌​ ‍​​ ‍‌​ ​‍‌‍​ ​‍‌‌​ ​‍​ ​‍​‍‌‌​ ‌‌‌​‌​​‍ ‍‌‍​ ‌‍‍​‌‍‍‌‌‍ ​‌‍‌​‌ ​‍‌‍‌‌‌‍ ‍​‍‌‌​ ‌‌‌​​‍‌‌ ‌‍‍ ‌‍‌‌‌ ‍‌​‍‌‌​ ​ ‌​‌​​‍‌‌​ ​ ‌​‌​​‍‌‌​ ​‍​ ​‍‌‍​‌‌‍​ ​ ​‌​ ‌‍‌‍‌​​ ‌​‌‍‌​​ ‌‍‌‍‌‌‌‍​ ‌‍​ ​ ‌‍​‍‌‌​ ​‍​ ​‍​‍‌‌​ ‌‌‌​‌​​‍ ‍‌ ‌​‌‍‌‌‌ ‍​‌ ‌​​‍‌‍‌ ​​‌‍‌‌‌ ​‍‌ ​ ‌ ​​‌‍‌‌‌‍​ ‌ ‌​‌‍‍‌‌ ‌‍‌‍‌‌​ ‌‌ ​​‌ ‌‌‌‍​‍‌‍ ​‌‍‍‌‌ ​ ‌‍‍​‌‍‌‌‌‍‌​​‍​‍‌ ‌
It is worth being clear about what that means. Europe is not succeeding because the economics are already easy. It is succeeding because policy has been designed to make hard economics work over time.​​​​‌ ‍ ​‍​‍‌‍ ‌ ​‍‌‍‍‌‌‍‌ ‌‍‍‌‌‍ ‍​‍​‍​ ‍‍​‍​‍‌ ​ ‌‍​‌‌‍ ‍‌‍‍‌‌ ‌​‌ ‍‌​‍ ‍‌‍‍‌‌‍ ​‍​‍​‍ ​​‍​‍‌‍‍​‌ ​‍‌‍‌‌‌‍‌‍​‍​‍​ ‍‍​‍​‍‌‍‍​‌ ‌​‌ ‌​‌ ​​​ ‍‍​‍ ​‍ ‌‍ ​‌‍ ‌‍​ ‌‍​‌‌‍ ​‌‍‍​‌‍ ‌ ​ ‌ ‌​​ ‍‍​ ​ ​ ​ ​ ​ ​ ​ ​‍ ‌‍‍‌‌‍ ‍‌ ‌​‌‍‌‌‌‍ ‍‌ ‌​​‍ ‌‍‌‌‌‍‌​‌‍‍‌‌ ‌​​‍ ‌‍ ‌‌‍ ‌‍‌​‌‍‌‌​ ‌‌ ​​‌ ​‍‌‍‌‌‌ ​ ‌‍‌‌‌‍ ‍‌ ‌​‌‍​‌‌ ‌​‌‍‍‌‌‍ ‌‍ ‍​ ‍ ‌‍‍‌‌‍‌​​ ‌​ ‌ ​ ‌‍​ ​ ​ ‌‌‌‍‌‌​ ​‌​ ‍​‌‍‌‍​‍ ‌‌‍‌‌​ ​​​ ​‌​ ‌ ​‍ ‌​ ‌​‌‍​ ‌‍‌​​ ‍​​‍ ‌​ ‍‌‌‍‌‍‌‍‌​​ ‌ ​‍ ‌‌‍‌‍​ ​‍​ ‌ ​ ​ ​ ​‍​ ‍​​ ​​​ ‍‌​ ​​​ ‌ ‌‍‌‍‌‍​‌​ ‍ ‌ ‌​‌ ‍‌‌ ​​‌‍‌‌​ ‌‌‍ ‍‌‍‌‌‌ ‌ ‌ ​ ​ ‍ ‌ ​​‌‍​‌‌ ‌​‌‍‍​​ ‌‌‍​ ‌‍ ‌‍ ‍‌ ‌​‌‍‌‌‌‍ ‍‌ ‌​​‍‌‌​ ‌‌‌​​‍‌‌ ‌‍‍ ‌‍‌‌‌ ‍‌​‍‌‌​ ​ ‌​‌​​‍‌‌​ ​ ‌​‌​​‍‌‌​ ​‍​ ​‍​ ‍​​ ‌ ‌‍‌‍​ ‍‌​ ‍​​ ​ ​ ‍‌‌‍​ ​ ​‍‌‍​ ​ ​​​ ​‌​‍‌‌​ ​‍​ ​‍​‍‌‌​ ‌‌‌​‌​​‍ ‍‌‍​ ‌‍‍​‌‍‍‌‌‍ ​‌‍‌​‌ ​‍‌‍‌‌‌‍ ‍​‍‌‌​ ‌‌‌​​‍‌‌ ‌‍‍ ‌‍‌‌‌ ‍‌​‍‌‌​ ​ ‌​‌​​‍‌‌​ ​ ‌​‌​​‍‌‌​ ​‍​ ​‍​ ‌‍​ ‍‌‌‍​ ​ ‌ ‌‍​‍​ ​‌​ ​ ​ ‌‌​ ​‍​ ‍‌​ ‍​​ ‌‌​‍‌‌​ ​‍​ ​‍​‍‌‌​ ‌‌‌​‌​​‍ ‍‌ ‌​‌‍‌‌‌ ‍​‌ ‌​​ ‌‍​‍‌‍​‌‌ ​ ‌‍‌‌‌‌‌‌‌ ​‍‌‍ ​​ ‌‌‍‍​‌ ‌​‌ ‌​‌ ​​​‍‌‌​ ​ ‌​​‌​‍‌‌​ ​‍‌​‌‍​‍‌‌​ ​‍‌​‌‍‌‍ ​‌‍ ‌‍​ ‌‍​‌‌‍ ​‌‍‍​‌‍ ‌ ​ ‌ ‌​​‍‌‌​ ​ ‌​​‌​ ​ ​ ​ ​ ​ ​ ​ ​‍‌‍‌‍‍‌‌‍‌​​ ‌​ ‌ ​ ‌‍​ ​ ​ ‌‌‌‍‌‌​ ​‌​ ‍​‌‍‌‍​‍ ‌‌‍‌‌​ ​​​ ​‌​ ‌ ​‍ ‌​ ‌​‌‍​ ‌‍‌​​ ‍​​‍ ‌​ ‍‌‌‍‌‍‌‍‌​​ ‌ ​‍ ‌‌‍‌‍​ ​‍​ ‌ ​ ​ ​ ​‍​ ‍​​ ​​​ ‍‌​ ​​​ ‌ ‌‍‌‍‌‍​‌​‍‌‍‌ ‌​‌ ‍‌‌ ​​‌‍‌‌​ ‌‌‍ ‍‌‍‌‌‌ ‌ ‌ ​ ​‍‌‍‌ ​​‌‍​‌‌ ‌​‌‍‍​​ ‌‌‍​ ‌‍ ‌‍ ‍‌ ‌​‌‍‌‌‌‍ ‍‌ ‌​​‍‌‌​ ‌‌‌​​‍‌‌ ‌‍‍ ‌‍‌‌‌ ‍‌​‍‌‌​ ​ ‌​‌​​‍‌‌​ ​ ‌​‌​​‍‌‌​ ​‍​ ​‍​ ‍​​ ‌ ‌‍‌‍​ ‍‌​ ‍​​ ​ ​ ‍‌‌‍​ ​ ​‍‌‍​ ​ ​​​ ​‌​‍‌‌​ ​‍​ ​‍​‍‌‌​ ‌‌‌​‌​​‍ ‍‌‍​ ‌‍‍​‌‍‍‌‌‍ ​‌‍‌​‌ ​‍‌‍‌‌‌‍ ‍​‍‌‌​ ‌‌‌​​‍‌‌ ‌‍‍ ‌‍‌‌‌ ‍‌​‍‌‌​ ​ ‌​‌​​‍‌‌​ ​ ‌​‌​​‍‌‌​ ​‍​ ​‍​ ‌‍​ ‍‌‌‍​ ​ ‌ ‌‍​‍​ ​‌​ ​ ​ ‌‌​ ​‍​ ‍‌​ ‍​​ ‌‌​‍‌‌​ ​‍​ ​‍​‍‌‌​ ‌‌‌​‌​​‍ ‍‌ ‌​‌‍‌‌‌ ‍​‌ ‌​​‍‌‍‌ ​​‌‍‌‌‌ ​‍‌ ​ ‌ ​​‌‍‌‌‌‍​ ‌ ‌​‌‍‍‌‌ ‌‍‌‍‌‌​ ‌‌ ​​‌ ‌‌‌‍​‍‌‍ ​‌‍‍‌‌ ​ ‌‍‍​‌‍‌‌‌‍‌​​‍​‍‌ ‌
This is the lesson I take home: Australia has the natural advantage Europe lacks, and there is real interest in what we could supply. Almost every company I met expected Australian green iron to be sold into
Europe eventually, driven by cost advantages. Europe already imports our coal and iron ore; green iron is a version of the same trade, and the logic of making the energy-intensive iron where the energy is
cheapest is now widely accepted. Increasingly, iron-making and steel-making can be separated, and it is the iron-making step that can move to where the energy is.​​​​‌ ‍ ​‍​‍‌‍ ‌ ​‍‌‍‍‌‌‍‌ ‌‍‍‌‌‍ ‍​‍​‍​ ‍‍​‍​‍‌ ​ ‌‍​‌‌‍ ‍‌‍‍‌‌ ‌​‌ ‍‌​‍ ‍‌‍‍‌‌‍ ​‍​‍​‍ ​​‍​‍‌‍‍​‌ ​‍‌‍‌‌‌‍‌‍​‍​‍​ ‍‍​‍​‍‌‍‍​‌ ‌​‌ ‌​‌ ​​​ ‍‍​‍ ​‍ ‌‍ ​‌‍ ‌‍​ ‌‍​‌‌‍ ​‌‍‍​‌‍ ‌ ​ ‌ ‌​​ ‍‍​ ​ ​ ​ ​ ​ ​ ​ ​‍ ‌‍‍‌‌‍ ‍‌ ‌​‌‍‌‌‌‍ ‍‌ ‌​​‍ ‌‍‌‌‌‍‌​‌‍‍‌‌ ‌​​‍ ‌‍ ‌‌‍ ‌‍‌​‌‍‌‌​ ‌‌ ​​‌ ​‍‌‍‌‌‌ ​ ‌‍‌‌‌‍ ‍‌ ‌​‌‍​‌‌ ‌​‌‍‍‌‌‍ ‌‍ ‍​ ‍ ‌‍‍‌‌‍‌​​ ‌​ ‌ ​ ‌‍​ ​ ​ ‌‌‌‍‌‌​ ​‌​ ‍​‌‍‌‍​‍ ‌‌‍‌‌​ ​​​ ​‌​ ‌ ​‍ ‌​ ‌​‌‍​ ‌‍‌​​ ‍​​‍ ‌​ ‍‌‌‍‌‍‌‍‌​​ ‌ ​‍ ‌‌‍‌‍​ ​‍​ ‌ ​ ​ ​ ​‍​ ‍​​ ​​​ ‍‌​ ​​​ ‌ ‌‍‌‍‌‍​‌​ ‍ ‌ ‌​‌ ‍‌‌ ​​‌‍‌‌​ ‌‌‍ ‍‌‍‌‌‌ ‌ ‌ ​ ​ ‍ ‌ ​​‌‍​‌‌ ‌​‌‍‍​​ ‌‌‍​ ‌‍ ‌‍ ‍‌ ‌​‌‍‌‌‌‍ ‍‌ ‌​​‍‌‌​ ‌‌‌​​‍‌‌ ‌‍‍ ‌‍‌‌‌ ‍‌​‍‌‌​ ​ ‌​‌​​‍‌‌​ ​ ‌​‌​​‍‌‌​ ​‍​ ​‍‌‍​‌‌‍‌‍‌‍‌​​ ‌‍​ ‍​‌‍‌‍​ ‌ ‌‍​ ‌‍​‍‌‍‌‍‌‍​‌‌‍‌‍​‍‌‌​ ​‍​ ​‍​‍‌‌​ ‌‌‌​‌​​‍ ‍‌‍​ ‌‍‍​‌‍‍‌‌‍ ​‌‍‌​‌ ​‍‌‍‌‌‌‍ ‍​‍‌‌​ ‌‌‌​​‍‌‌ ‌‍‍ ‌‍‌‌‌ ‍‌​‍‌‌​ ​ ‌​‌​​‍‌‌​ ​ ‌​‌​​‍‌‌​ ​‍​ ​‍​ ​‌​ ​ ​ ‍​‌‍​‍​ ​‍‌‍‌‌‌‍​‌​ ‍​​ ​‌​ ​‌​ ‌ ​ ​​​‍‌‌​ ​‍​ ​‍​‍‌‌​ ‌‌‌​‌​​‍ ‍‌ ‌​‌‍‌‌‌ ‍​‌ ‌​​ ‌‍​‍‌‍​‌‌ ​ ‌‍‌‌‌‌‌‌‌ ​‍‌‍ ​​ ‌‌‍‍​‌ ‌​‌ ‌​‌ ​​​‍‌‌​ ​ ‌​​‌​‍‌‌​ ​‍‌​‌‍​‍‌‌​ ​‍‌​‌‍‌‍ ​‌‍ ‌‍​ ‌‍​‌‌‍ ​‌‍‍​‌‍ ‌ ​ ‌ ‌​​‍‌‌​ ​ ‌​​‌​ ​ ​ ​ ​ ​ ​ ​ ​‍‌‍‌‍‍‌‌‍‌​​ ‌​ ‌ ​ ‌‍​ ​ ​ ‌‌‌‍‌‌​ ​‌​ ‍​‌‍‌‍​‍ ‌‌‍‌‌​ ​​​ ​‌​ ‌ ​‍ ‌​ ‌​‌‍​ ‌‍‌​​ ‍​​‍ ‌​ ‍‌‌‍‌‍‌‍‌​​ ‌ ​‍ ‌‌‍‌‍​ ​‍​ ‌ ​ ​ ​ ​‍​ ‍​​ ​​​ ‍‌​ ​​​ ‌ ‌‍‌‍‌‍​‌​‍‌‍‌ ‌​‌ ‍‌‌ ​​‌‍‌‌​ ‌‌‍ ‍‌‍‌‌‌ ‌ ‌ ​ ​‍‌‍‌ ​​‌‍​‌‌ ‌​‌‍‍​​ ‌‌‍​ ‌‍ ‌‍ ‍‌ ‌​‌‍‌‌‌‍ ‍‌ ‌​​‍‌‌​ ‌‌‌​​‍‌‌ ‌‍‍ ‌‍‌‌‌ ‍‌​‍‌‌​ ​ ‌​‌​​‍‌‌​ ​ ‌​‌​​‍‌‌​ ​‍​ ​‍‌‍​‌‌‍‌‍‌‍‌​​ ‌‍​ ‍​‌‍‌‍​ ‌ ‌‍​ ‌‍​‍‌‍‌‍‌‍​‌‌‍‌‍​‍‌‌​ ​‍​ ​‍​‍‌‌​ ‌‌‌​‌​​‍ ‍‌‍​ ‌‍‍​‌‍‍‌‌‍ ​‌‍‌​‌ ​‍‌‍‌‌‌‍ ‍​‍‌‌​ ‌‌‌​​‍‌‌ ‌‍‍ ‌‍‌‌‌ ‍‌​‍‌‌​ ​ ‌​‌​​‍‌‌​ ​ ‌​‌​​‍‌‌​ ​‍​ ​‍​ ​‌​ ​ ​ ‍​‌‍​‍​ ​‍‌‍‌‌‌‍​‌​ ‍​​ ​‌​ ​‌​ ‌ ​ ​​​‍‌‌​ ​‍​ ​‍​‍‌‌​ ‌‌‌​‌​​‍ ‍‌ ‌​‌‍‌‌‌ ‍​‌ ‌​​‍‌‍‌ ​​‌‍‌‌‌ ​‍‌ ​ ‌ ​​‌‍‌‌‌‍​ ‌ ‌​‌‍‍‌‌ ‌‍‌‍‌‌​ ‌‌ ​​‌ ‌‌‌‍​‍‌‍ ​‌‍‍‌‌ ​ ‌‍‍​‌‍‌‌‌‍‌​​‍​‍‌ ‌
Australia has the natural advantage Europe lacks, and there is real interest in what we could supply. Almost every company I met expected Australian green iron to be sold into Europe eventually,
driven by cost advantages.​​​​‌ ‍ ​‍​‍‌‍ ‌ ​‍‌‍‍‌‌‍‌ ‌‍‍‌‌‍ ‍​‍​‍​ ‍‍​‍​‍‌ ​ ‌‍​‌‌‍ ‍‌‍‍‌‌ ‌​‌ ‍‌​‍ ‍‌‍‍‌‌‍ ​‍​‍​‍ ​​‍​‍‌‍‍​‌ ​‍‌‍‌‌‌‍‌‍​‍​‍​ ‍‍​‍​‍‌‍‍​‌ ‌​‌ ‌​‌ ​​​ ‍‍​‍ ​‍ ‌‍ ​‌‍ ‌‍​ ‌‍​‌‌‍ ​‌‍‍​‌‍ ‌ ​ ‌ ‌​​ ‍‍​ ​ ​ ​ ​ ​ ​ ​ ​‍ ‌‍‍‌‌‍ ‍‌ ‌​‌‍‌‌‌‍ ‍‌ ‌​​‍ ‌‍‌‌‌‍‌​‌‍‍‌‌ ‌​​‍ ‌‍ ‌‌‍ ‌‍‌​‌‍‌‌​ ‌‌ ​​‌ ​‍‌‍‌‌‌ ​ ‌‍‌‌‌‍ ‍‌ ‌​‌‍​‌‌ ‌​‌‍‍‌‌‍ ‌‍ ‍​ ‍ ‌‍‍‌‌‍‌​​ ‌​ ‌ ​ ‌‍​ ​ ​ ‌‌‌‍‌‌​ ​‌​ ‍​‌‍‌‍​‍ ‌‌‍‌‌​ ​​​ ​‌​ ‌ ​‍ ‌​ ‌​‌‍​ ‌‍‌​​ ‍​​‍ ‌​ ‍‌‌‍‌‍‌‍‌​​ ‌ ​‍ ‌‌‍‌‍​ ​‍​ ‌ ​ ​ ​ ​‍​ ‍​​ ​​​ ‍‌​ ​​​ ‌ ‌‍‌‍‌‍​‌​ ‍ ‌ ‌​‌ ‍‌‌ ​​‌‍‌‌​ ‌‌‍ ‍‌‍‌‌‌ ‌ ‌ ​ ​ ‍ ‌ ​​‌‍​‌‌ ‌​‌‍‍​​ ‌‌‍​ ‌‍ ‌‍ ‍‌ ‌​‌‍‌‌‌‍ ‍‌ ‌​​‍‌‌​ ‌‌‌​​‍‌‌ ‌‍‍ ‌‍‌‌‌ ‍‌​‍‌‌​ ​ ‌​‌​​‍‌‌​ ​ ‌​‌​​‍‌‌​ ​‍​ ​‍‌‍​‌‌‍​‍‌‍​‌​ ‌‌​ ​​​ ‌‌‌‍‌​‌‍​‍​ ‍​​ ​‍‌‍‌​​ ‍​​‍‌‌​ ​‍​ ​‍​‍‌‌​ ‌‌‌​‌​​‍ ‍‌ ​‌‌ ‌‌‌‍ ‌ ‌​‌‍‌‌​‍‌‌​ ‌‌‌​​‍‌‌ ‌‍‍ ‌‍‌‌‌ ‍‌​‍‌‌​ ​ ‌​‌​​‍‌‌​ ​ ‌​‌​​‍‌‌​ ​‍​ ​‍‌‍​‌‌‍‌‍‌‍‌​​ ‌‍​ ‍​‌‍‌‍​ ‌ ‌‍​ ‌‍​‍‌‍‌‍‌‍​‌‌‍‌‍​‍‌‌​ ​‍​ ​‍​‍‌‌​ ‌‌‌​‌​​‍ ‍‌‍​ ‌‍‍​‌‍‍‌‌‍ ​‌‍‌​‌ ​‍‌‍‌‌‌‍ ‍​‍‌‌​ ‌‌‌​​‍‌‌ ‌‍‍ ‌‍‌‌‌ ‍‌​‍‌‌​ ​ ‌​‌​​‍‌‌​ ​ ‌​‌​​‍‌‌​ ​‍​ ​‍​ ​‌​ ​ ​ ‍​‌‍​‍​ ​‍‌‍‌‌‌‍​‌​ ‍​​ ​‌​ ​‌​ ‌ ​ ​​​‍‌‌​ ​‍​ ​‍​‍‌‌​ ‌‌‌​‌​​‍ ‍‌ ‌​‌‍‌‌‌ ‍​‌ ‌​​ ‌‍​‍‌‍​‌‌ ​ ‌‍‌‌‌‌‌‌‌ ​‍‌‍ ​​ ‌‌‍‍​‌ ‌​‌ ‌​‌ ​​​‍‌‌​ ​ ‌​​‌​‍‌‌​ ​‍‌​‌‍​‍‌‌​ ​‍‌​‌‍‌‍ ​‌‍ ‌‍​ ‌‍​‌‌‍ ​‌‍‍​‌‍ ‌ ​ ‌ ‌​​‍‌‌​ ​ ‌​​‌​ ​ ​ ​ ​ ​ ​ ​ ​‍‌‍‌‍‍‌‌‍‌​​ ‌​ ‌ ​ ‌‍​ ​ ​ ‌‌‌‍‌‌​ ​‌​ ‍​‌‍‌‍​‍ ‌‌‍‌‌​ ​​​ ​‌​ ‌ ​‍ ‌​ ‌​‌‍​ ‌‍‌​​ ‍​​‍ ‌​ ‍‌‌‍‌‍‌‍‌​​ ‌ ​‍ ‌‌‍‌‍​ ​‍​ ‌ ​ ​ ​ ​‍​ ‍​​ ​​​ ‍‌​ ​​​ ‌ ‌‍‌‍‌‍​‌​‍‌‍‌ ‌​‌ ‍‌‌ ​​‌‍‌‌​ ‌‌‍ ‍‌‍‌‌‌ ‌ ‌ ​ ​‍‌‍‌ ​​‌‍​‌‌ ‌​‌‍‍​​ ‌‌‍​ ‌‍ ‌‍ ‍‌ ‌​‌‍‌‌‌‍ ‍‌ ‌​​‍‌‌​ ‌‌‌​​‍‌‌ ‌‍‍ ‌‍‌‌‌ ‍‌​‍‌‌​ ​ ‌​‌​​‍‌‌​ ​ ‌​‌​​‍‌‌​ ​‍​ ​‍‌‍​‌‌‍​‍‌‍​‌​ ‌‌​ ​​​ ‌‌‌‍‌​‌‍​‍​ ‍​​ ​‍‌‍‌​​ ‍​​‍‌‌​ ​‍​ ​‍​‍‌‌​ ‌‌‌​‌​​‍ ‍‌ ​‌‌ ‌‌‌‍ ‌ ‌​‌‍‌‌​‍‌‌​ ‌‌‌​​‍‌‌ ‌‍‍ ‌‍‌‌‌ ‍‌​‍‌‌​ ​ ‌​‌​​‍‌‌​ ​ ‌​‌​​‍‌‌​ ​‍​ ​‍‌‍​‌‌‍‌‍‌‍‌​​ ‌‍​ ‍​‌‍‌‍​ ‌ ‌‍​ ‌‍​‍‌‍‌‍‌‍​‌‌‍‌‍​‍‌‌​ ​‍​ ​‍​‍‌‌​ ‌‌‌​‌​​‍ ‍‌‍​ ‌‍‍​‌‍‍‌‌‍ ​‌‍‌​‌ ​‍‌‍‌‌‌‍ ‍​‍‌‌​ ‌‌‌​​‍‌‌ ‌‍‍ ‌‍‌‌‌ ‍‌​‍‌‌​ ​ ‌​‌​​‍‌‌​ ​ ‌​‌​​‍‌‌​ ​‍​ ​‍​ ​‌​ ​ ​ ‍​‌‍​‍​ ​‍‌‍‌‌‌‍​‌​ ‍​​ ​‌​ ​‌​ ‌ ​ ​​​‍‌‌​ ​‍​ ​‍​‍‌‌​ ‌‌‌​‌​​‍ ‍‌ ‌​‌‍‌‌‌ ‍​‌ ‌​​‍‌‍‌ ​​‌‍‌‌‌ ​‍‌ ​ ‌ ​​‌‍‌‌‌‍​ ‌ ‌​‌‍‍‌‌ ‌‍‌‍‌‌​ ‌‌ ​​‌ ‌‌‌‍​‍‌‍ ​‌‍‍‌‌ ​ ‌‍‍​‌‍‌‌‌‍‌​​‍​‍‌ ‌
But we cannot pretend our natural advantage will be sufficient or decisive. Our ore is mostly lower grade, so we need to back the innovators who are able to use it. Much needs to be done to get the project-
enabling infrastructure and energy capacity in place. And most fundamentally, our region does not have a ​​​​‌ ‍ ​‍​‍‌‍ ‌ ​‍‌‍‍‌‌‍‌ ‌‍‍‌‌‍ ‍​‍​‍​ ‍‍​‍​‍‌ ​ ‌‍​‌‌‍ ‍‌‍‍‌‌ ‌​‌ ‍‌​‍ ‍‌‍‍‌‌‍ ​‍​‍​‍ ​​‍​‍‌‍‍​‌ ​‍‌‍‌‌‌‍‌‍​‍​‍​ ‍‍​‍​‍‌‍‍​‌ ‌​‌ ‌​‌ ​​​ ‍‍​‍ ​‍ ‌‍ ​‌‍ ‌‍​ ‌‍​‌‌‍ ​‌‍‍​‌‍ ‌ ​ ‌ ‌​​ ‍‍​ ​ ​ ​ ​ ​ ​ ​ ​‍ ‌‍‍‌‌‍ ‍‌ ‌​‌‍‌‌‌‍ ‍‌ ‌​​‍ ‌‍‌‌‌‍‌​‌‍‍‌‌ ‌​​‍ ‌‍ ‌‌‍ ‌‍‌​‌‍‌‌​ ‌‌ ​​‌ ​‍‌‍‌‌‌ ​ ‌‍‌‌‌‍ ‍‌ ‌​‌‍​‌‌ ‌​‌‍‍‌‌‍ ‌‍ ‍​ ‍ ‌‍‍‌‌‍‌​​ ‌​ ‌ ​ ‌‍​ ​ ​ ‌‌‌‍‌‌​ ​‌​ ‍​‌‍‌‍​‍ ‌‌‍‌‌​ ​​​ ​‌​ ‌ ​‍ ‌​ ‌​‌‍​ ‌‍‌​​ ‍​​‍ ‌​ ‍‌‌‍‌‍‌‍‌​​ ‌ ​‍ ‌‌‍‌‍​ ​‍​ ‌ ​ ​ ​ ​‍​ ‍​​ ​​​ ‍‌​ ​​​ ‌ ‌‍‌‍‌‍​‌​ ‍ ‌ ‌​‌ ‍‌‌ ​​‌‍‌‌​ ‌‌‍ ‍‌‍‌‌‌ ‌ ‌ ​ ​ ‍ ‌ ​​‌‍​‌‌ ‌​‌‍‍​​ ‌‌‍​ ‌‍ ‌‍ ‍‌ ‌​‌‍‌‌‌‍ ‍‌ ‌​​‍‌‌​ ‌‌‌​​‍‌‌ ‌‍‍ ‌‍‌‌‌ ‍‌​‍‌‌​ ​ ‌​‌​​‍‌‌​ ​ ‌​‌​​‍‌‌​ ​‍​ ​‍​ ‌‍​ ‌ ‌‍​‍‌‍‌‍‌‍‌‌​ ‍​‌‍‌​‌‍‌‍​ ‍‌​ ‍‌​ ‌ ‌‍‌‌​‍‌‌​ ​‍​ ​‍​‍‌‌​ ‌‌‌​‌​​‍ ‍‌‍​ ‌‍‍​‌‍‍‌‌‍ ​‌‍‌​‌ ​‍‌‍‌‌‌‍ ‍​‍‌‌​ ‌‌‌​​‍‌‌ ‌‍‍ ‌‍‌‌‌ ‍‌​‍‌‌​ ​ ‌​‌​​‍‌‌​ ​ ‌​‌​​‍‌‌​ ​‍​ ​‍​ ‌​​ ​ ‌‍‌​​ ​​​ ‌ ​ ‌‌​ ‌ ​ ​​​ ‍‌‌‍‌‌​ ​ ​ ‌‌​‍‌‌​ ​‍​ ​‍​‍‌‌​ ‌‌‌​‌​​‍ ‍‌ ‌​‌‍‌‌‌ ‍​‌ ‌​​ ‌‍​‍‌‍​‌‌ ​ ‌‍‌‌‌‌‌‌‌ ​‍‌‍ ​​ ‌‌‍‍​‌ ‌​‌ ‌​‌ ​​​‍‌‌​ ​ ‌​​‌​‍‌‌​ ​‍‌​‌‍​‍‌‌​ ​‍‌​‌‍‌‍ ​‌‍ ‌‍​ ‌‍​‌‌‍ ​‌‍‍​‌‍ ‌ ​ ‌ ‌​​‍‌‌​ ​ ‌​​‌​ ​ ​ ​ ​ ​ ​ ​ ​‍‌‍‌‍‍‌‌‍‌​​ ‌​ ‌ ​ ‌‍​ ​ ​ ‌‌‌‍‌‌​ ​‌​ ‍​‌‍‌‍​‍ ‌‌‍‌‌​ ​​​ ​‌​ ‌ ​‍ ‌​ ‌​‌‍​ ‌‍‌​​ ‍​​‍ ‌​ ‍‌‌‍‌‍‌‍‌​​ ‌ ​‍ ‌‌‍‌‍​ ​‍​ ‌ ​ ​ ​ ​‍​ ‍​​ ​​​ ‍‌​ ​​​ ‌ ‌‍‌‍‌‍​‌​‍‌‍‌ ‌​‌ ‍‌‌ ​​‌‍‌‌​ ‌‌‍ ‍‌‍‌‌‌ ‌ ‌ ​ ​‍‌‍‌ ​​‌‍​‌‌ ‌​‌‍‍​​ ‌‌‍​ ‌‍ ‌‍ ‍‌ ‌​‌‍‌‌‌‍ ‍‌ ‌​​‍‌‌​ ‌‌‌​​‍‌‌ ‌‍‍ ‌‍‌‌‌ ‍‌​‍‌‌​ ​ ‌​‌​​‍‌‌​ ​ ‌​‌​​‍‌‌​ ​‍​ ​‍​ ‌‍​ ‌ ‌‍​‍‌‍‌‍‌‍‌‌​ ‍​‌‍‌​‌‍‌‍​ ‍‌​ ‍‌​ ‌ ‌‍‌‌​‍‌‌​ ​‍​ ​‍​‍‌‌​ ‌‌‌​‌​​‍ ‍‌‍​ ‌‍‍​‌‍‍‌‌‍ ​‌‍‌​‌ ​‍‌‍‌‌‌‍ ‍​‍‌‌​ ‌‌‌​​‍‌‌ ‌‍‍ ‌‍‌‌‌ ‍‌​‍‌‌​ ​ ‌​‌​​‍‌‌​ ​ ‌​‌​​‍‌‌​ ​‍​ ​‍​ ‌​​ ​ ‌‍‌​​ ​​​ ‌ ​ ‌‌​ ‌ ​ ​​​ ‍‌‌‍‌‌​ ​ ​ ‌‌​‍‌‌​ ​‍​ ​‍​‍‌‌​ ‌‌‌​‌​​‍ ‍‌ ‌​‌‍‌‌‌ ‍​‌ ‌​​‍‌‍‌ ​​‌‍‌‌‌ ​‍‌ ​ ‌ ​​‌‍‌‌‌‍​ ‌ ‌​‌‍‍‌‌ ‌‍‌‍‌‌​ ‌‌ ​​‌ ‌‌‌‍​‍‌‍ ​‌‍‍‌‌ ​ ‌‍‍​‌‍‌‌‌‍‌​​‍​‍‌ ‌ carbon price​​​​‌ ‍ ​‍​‍‌‍ ‌ ​‍‌‍‍‌‌‍‌ ‌‍‍‌‌‍ ‍​‍​‍​ ‍‍​‍​‍‌ ​ ‌‍​‌‌‍ ‍‌‍‍‌‌ ‌​‌ ‍‌​‍ ‍‌‍‍‌‌‍ ​‍​‍​‍ ​​‍​‍‌‍‍​‌ ​‍‌‍‌‌‌‍‌‍​‍​‍​ ‍‍​‍​‍‌‍‍​‌ ‌​‌ ‌​‌ ​​​ ‍‍​‍ ​‍ ‌‍ ​‌‍ ‌‍​ ‌‍​‌‌‍ ​‌‍‍​‌‍ ‌ ​ ‌ ‌​​ ‍‍​ ​ ​ ​ ​ ​ ​ ​ ​‍ ‌‍‍‌‌‍ ‍‌ ‌​‌‍‌‌‌‍ ‍‌ ‌​​‍ ‌‍‌‌‌‍‌​‌‍‍‌‌ ‌​​‍ ‌‍ ‌‌‍ ‌‍‌​‌‍‌‌​ ‌‌ ​​‌ ​‍‌‍‌‌‌ ​ ‌‍‌‌‌‍ ‍‌ ‌​‌‍​‌‌ ‌​‌‍‍‌‌‍ ‌‍ ‍​ ‍ ‌‍‍‌‌‍‌​​ ‌​ ‌ ​ ‌‍​ ​ ​ ‌‌‌‍‌‌​ ​‌​ ‍​‌‍‌‍​‍ ‌‌‍‌‌​ ​​​ ​‌​ ‌ ​‍ ‌​ ‌​‌‍​ ‌‍‌​​ ‍​​‍ ‌​ ‍‌‌‍‌‍‌‍‌​​ ‌ ​‍ ‌‌‍‌‍​ ​‍​ ‌ ​ ​ ​ ​‍​ ‍​​ ​​​ ‍‌​ ​​​ ‌ ‌‍‌‍‌‍​‌​ ‍ ‌ ‌​‌ ‍‌‌ ​​‌‍‌‌​ ‌‌‍ ‍‌‍‌‌‌ ‌ ‌ ​ ​ ‍ ‌ ​​‌‍​‌‌ ‌​‌‍‍​​ ‌‌‍​ ‌‍ ‌‍ ‍‌ ‌​‌‍‌‌‌‍ ‍‌ ‌​​‍‌‌​ ‌‌‌​​‍‌‌ ‌‍‍ ‌‍‌‌‌ ‍‌​‍‌‌​ ​ ‌​‌​​‍‌‌​ ​ ‌​‌​​‍‌‌​ ​‍​ ​‍​ ‌‍​ ‌ ‌‍​‍‌‍‌‍‌‍‌‌​ ‍​‌‍‌​‌‍‌‍​ ‍‌​ ‍‌​ ‌ ‌‍‌‌​‍‌‌​ ​‍​ ​‍​‍‌‌​ ‌‌‌​‌​​‍ ‍‌‍​ ‌‍‍​‌‍‍‌‌‍ ​‌‍‌​‌ ​‍‌‍‌‌‌‍ ‍​‍‌‌​ ‌‌‌​​‍‌‌ ‌‍‍ ‌‍‌‌‌ ‍‌​‍‌‌​ ​ ‌​‌​​‍‌‌​ ​ ‌​‌​​‍‌‌​ ​‍​ ​‍‌‍‌​‌‍‌​​ ​‍​ ​‍​ ​‍​ ​ ​ ​ ​ ​ ​ ‍​‌‍​ ‌‍‌​‌‍​‌​‍‌‌​ ​‍​ ​‍​‍‌‌​ ‌‌‌​‌​​‍ ‍‌ ‌​‌‍‌‌‌ ‍​‌ ‌​​ ‌‍​‍‌‍​‌‌ ​ ‌‍‌‌‌‌‌‌‌ ​‍‌‍ ​​ ‌‌‍‍​‌ ‌​‌ ‌​‌ ​​​‍‌‌​ ​ ‌​​‌​‍‌‌​ ​‍‌​‌‍​‍‌‌​ ​‍‌​‌‍‌‍ ​‌‍ ‌‍​ ‌‍​‌‌‍ ​‌‍‍​‌‍ ‌ ​ ‌ ‌​​‍‌‌​ ​ ‌​​‌​ ​ ​ ​ ​ ​ ​ ​ ​‍‌‍‌‍‍‌‌‍‌​​ ‌​ ‌ ​ ‌‍​ ​ ​ ‌‌‌‍‌‌​ ​‌​ ‍​‌‍‌‍​‍ ‌‌‍‌‌​ ​​​ ​‌​ ‌ ​‍ ‌​ ‌​‌‍​ ‌‍‌​​ ‍​​‍ ‌​ ‍‌‌‍‌‍‌‍‌​​ ‌ ​‍ ‌‌‍‌‍​ ​‍​ ‌ ​ ​ ​ ​‍​ ‍​​ ​​​ ‍‌​ ​​​ ‌ ‌‍‌‍‌‍​‌​‍‌‍‌ ‌​‌ ‍‌‌ ​​‌‍‌‌​ ‌‌‍ ‍‌‍‌‌‌ ‌ ‌ ​ ​‍‌‍‌ ​​‌‍​‌‌ ‌​‌‍‍​​ ‌‌‍​ ‌‍ ‌‍ ‍‌ ‌​‌‍‌‌‌‍ ‍‌ ‌​​‍‌‌​ ‌‌‌​​‍‌‌ ‌‍‍ ‌‍‌‌‌ ‍‌​‍‌‌​ ​ ‌​‌​​‍‌‌​ ​ ‌​‌​​‍‌‌​ ​‍​ ​‍​ ‌‍​ ‌ ‌‍​‍‌‍‌‍‌‍‌‌​ ‍​‌‍‌​‌‍‌‍​ ‍‌​ ‍‌​ ‌ ‌‍‌‌​‍‌‌​ ​‍​ ​‍​‍‌‌​ ‌‌‌​‌​​‍ ‍‌‍​ ‌‍‍​‌‍‍‌‌‍ ​‌‍‌​‌ ​‍‌‍‌‌‌‍ ‍​‍‌‌​ ‌‌‌​​‍‌‌ ‌‍‍ ‌‍‌‌‌ ‍‌​‍‌‌​ ​ ‌​‌​​‍‌‌​ ​ ‌​‌​​‍‌‌​ ​‍​ ​‍‌‍‌​‌‍‌​​ ​‍​ ​‍​ ​‍​ ​ ​ ​ ​ ​ ​ ‍​‌‍​ ‌‍‌​‌‍​‌​‍‌‌​ ​‍​ ​‍​‍‌‌​ ‌‌‌​‌​​‍ ‍‌ ‌​‌‍‌‌‌ ‍​‌ ‌​​‍‌‍‌ ​​‌‍‌‌‌ ​‍‌ ​ ‌ ​​‌‍‌‌‌‍​ ‌ ‌​‌‍‍‌‌ ‌‍‌‍‌‌​ ‌‌ ​​‌ ‌‌‌‍​‍‌‍ ​‌‍‍‌‌ ​ ‌‍‍​‌‍‌‌‌‍‌​​‍​‍‌ ‌ doing the work that Europe's does, which means government has a role in getting the first
projects built and in helping create demand.​​​​‌ ‍ ​‍​‍‌‍ ‌ ​‍‌‍‍‌‌‍‌ ‌‍‍‌‌‍ ‍​‍​‍​ ‍‍​‍​‍‌ ​ ‌‍​‌‌‍ ‍‌‍‍‌‌ ‌​‌ ‍‌​‍ ‍‌‍‍‌‌‍ ​‍​‍​‍ ​​‍​‍‌‍‍​‌ ​‍‌‍‌‌‌‍‌‍​‍​‍​ ‍‍​‍​‍‌‍‍​‌ ‌​‌ ‌​‌ ​​​ ‍‍​‍ ​‍ ‌‍ ​‌‍ ‌‍​ ‌‍​‌‌‍ ​‌‍‍​‌‍ ‌ ​ ‌ ‌​​ ‍‍​ ​ ​ ​ ​ ​ ​ ​ ​‍ ‌‍‍‌‌‍ ‍‌ ‌​‌‍‌‌‌‍ ‍‌ ‌​​‍ ‌‍‌‌‌‍‌​‌‍‍‌‌ ‌​​‍ ‌‍ ‌‌‍ ‌‍‌​‌‍‌‌​ ‌‌ ​​‌ ​‍‌‍‌‌‌ ​ ‌‍‌‌‌‍ ‍‌ ‌​‌‍​‌‌ ‌​‌‍‍‌‌‍ ‌‍ ‍​ ‍ ‌‍‍‌‌‍‌​​ ‌​ ‌ ​ ‌‍​ ​ ​ ‌‌‌‍‌‌​ ​‌​ ‍​‌‍‌‍​‍ ‌‌‍‌‌​ ​​​ ​‌​ ‌ ​‍ ‌​ ‌​‌‍​ ‌‍‌​​ ‍​​‍ ‌​ ‍‌‌‍‌‍‌‍‌​​ ‌ ​‍ ‌‌‍‌‍​ ​‍​ ‌ ​ ​ ​ ​‍​ ‍​​ ​​​ ‍‌​ ​​​ ‌ ‌‍‌‍‌‍​‌​ ‍ ‌ ‌​‌ ‍‌‌ ​​‌‍‌‌​ ‌‌‍ ‍‌‍‌‌‌ ‌ ‌ ​ ​ ‍ ‌ ​​‌‍​‌‌ ‌​‌‍‍​​ ‌‌‍​ ‌‍ ‌‍ ‍‌ ‌​‌‍‌‌‌‍ ‍‌ ‌​​‍‌‌​ ‌‌‌​​‍‌‌ ‌‍‍ ‌‍‌‌‌ ‍‌​‍‌‌​ ​ ‌​‌​​‍‌‌​ ​ ‌​‌​​‍‌‌​ ​‍​ ​‍​ ‌‍​ ‌ ‌‍​‍‌‍‌‍‌‍‌‌​ ‍​‌‍‌​‌‍‌‍​ ‍‌​ ‍‌​ ‌ ‌‍‌‌​‍‌‌​ ​‍​ ​‍​‍‌‌​ ‌‌‌​‌​​‍ ‍‌‍​ ‌‍‍​‌‍‍‌‌‍ ​‌‍‌​‌ ​‍‌‍‌‌‌‍ ‍​‍‌‌​ ‌‌‌​​‍‌‌ ‌‍‍ ‌‍‌‌‌ ‍‌​‍‌‌​ ​ ‌​‌​​‍‌‌​ ​ ‌​‌​​‍‌‌​ ​‍​ ​‍​ ‌ ​ ​‍​ ‍‌​ ​‌​ ‌​​ ‌ ‌‍​ ‌‍​‍​ ‌​​ ​‍‌‍‌​​ ​‌​‍‌‌​ ​‍​ ​‍​‍‌‌​ ‌‌‌​‌​​‍ ‍‌ ‌​‌‍‌‌‌ ‍​‌ ‌​​ ‌‍​‍‌‍​‌‌ ​ ‌‍‌‌‌‌‌‌‌ ​‍‌‍ ​​ ‌‌‍‍​‌ ‌​‌ ‌​‌ ​​​‍‌‌​ ​ ‌​​‌​‍‌‌​ ​‍‌​‌‍​‍‌‌​ ​‍‌​‌‍‌‍ ​‌‍ ‌‍​ ‌‍​‌‌‍ ​‌‍‍​‌‍ ‌ ​ ‌ ‌​​‍‌‌​ ​ ‌​​‌​ ​ ​ ​ ​ ​ ​ ​ ​‍‌‍‌‍‍‌‌‍‌​​ ‌​ ‌ ​ ‌‍​ ​ ​ ‌‌‌‍‌‌​ ​‌​ ‍​‌‍‌‍​‍ ‌‌‍‌‌​ ​​​ ​‌​ ‌ ​‍ ‌​ ‌​‌‍​ ‌‍‌​​ ‍​​‍ ‌​ ‍‌‌‍‌‍‌‍‌​​ ‌ ​‍ ‌‌‍‌‍​ ​‍​ ‌ ​ ​ ​ ​‍​ ‍​​ ​​​ ‍‌​ ​​​ ‌ ‌‍‌‍‌‍​‌​‍‌‍‌ ‌​‌ ‍‌‌ ​​‌‍‌‌​ ‌‌‍ ‍‌‍‌‌‌ ‌ ‌ ​ ​‍‌‍‌ ​​‌‍​‌‌ ‌​‌‍‍​​ ‌‌‍​ ‌‍ ‌‍ ‍‌ ‌​‌‍‌‌‌‍ ‍‌ ‌​​‍‌‌​ ‌‌‌​​‍‌‌ ‌‍‍ ‌‍‌‌‌ ‍‌​‍‌‌​ ​ ‌​‌​​‍‌‌​ ​ ‌​‌​​‍‌‌​ ​‍​ ​‍​ ‌‍​ ‌ ‌‍​‍‌‍‌‍‌‍‌‌​ ‍​‌‍‌​‌‍‌‍​ ‍‌​ ‍‌​ ‌ ‌‍‌‌​‍‌‌​ ​‍​ ​‍​‍‌‌​ ‌‌‌​‌​​‍ ‍‌‍​ ‌‍‍​‌‍‍‌‌‍ ​‌‍‌​‌ ​‍‌‍‌‌‌‍ ‍​‍‌‌​ ‌‌‌​​‍‌‌ ‌‍‍ ‌‍‌‌‌ ‍‌​‍‌‌​ ​ ‌​‌​​‍‌‌​ ​ ‌​‌​​‍‌‌​ ​‍​ ​‍​ ‌ ​ ​‍​ ‍‌​ ​‌​ ‌​​ ‌ ‌‍​ ‌‍​‍​ ‌​​ ​‍‌‍‌​​ ​‌​‍‌‌​ ​‍​ ​‍​‍‌‌​ ‌‌‌​‌​​‍ ‍‌ ‌​‌‍‌‌‌ ‍​‌ ‌​​‍‌‍‌ ​​‌‍‌‌‌ ​‍‌ ​ ‌ ​​‌‍‌‌‌‍​ ‌ ‌​‌‍‍‌‌ ‌‍‌‍‌‌​ ‌‌ ​​‌ ‌‌‌‍​‍‌‍ ​‌‍‍‌‌ ​ ‌‍‍​‌‍‌‌‌‍‌​​‍​‍‌ ‌
The uncomfortable part of the comparison is this: Europe is succeeding despite weaker fundamentals, largely on the strength of its policy. We have the better fundamentals and, so far, less of the necessary policy.
Closing that gap and matching our natural advantage with settings that make investment rational is the task in front of us.​​​​‌ ‍ ​‍​‍‌‍ ‌ ​‍‌‍‍‌‌‍‌ ‌‍‍‌‌‍ ‍​‍​‍​ ‍‍​‍​‍‌ ​ ‌‍​‌‌‍ ‍‌‍‍‌‌ ‌​‌ ‍‌​‍ ‍‌‍‍‌‌‍ ​‍​‍​‍ ​​‍​‍‌‍‍​‌ ​‍‌‍‌‌‌‍‌‍​‍​‍​ ‍‍​‍​‍‌‍‍​‌ ‌​‌ ‌​‌ ​​​ ‍‍​‍ ​‍ ‌‍ ​‌‍ ‌‍​ ‌‍​‌‌‍ ​‌‍‍​‌‍ ‌ ​ ‌ ‌​​ ‍‍​ ​ ​ ​ ​ ​ ​ ​ ​‍ ‌‍‍‌‌‍ ‍‌ ‌​‌‍‌‌‌‍ ‍‌ ‌​​‍ ‌‍‌‌‌‍‌​‌‍‍‌‌ ‌​​‍ ‌‍ ‌‌‍ ‌‍‌​‌‍‌‌​ ‌‌ ​​‌ ​‍‌‍‌‌‌ ​ ‌‍‌‌‌‍ ‍‌ ‌​‌‍​‌‌ ‌​‌‍‍‌‌‍ ‌‍ ‍​ ‍ ‌‍‍‌‌‍‌​​ ‌​ ‌ ​ ‌‍​ ​ ​ ‌‌‌‍‌‌​ ​‌​ ‍​‌‍‌‍​‍ ‌‌‍‌‌​ ​​​ ​‌​ ‌ ​‍ ‌​ ‌​‌‍​ ‌‍‌​​ ‍​​‍ ‌​ ‍‌‌‍‌‍‌‍‌​​ ‌ ​‍ ‌‌‍‌‍​ ​‍​ ‌ ​ ​ ​ ​‍​ ‍​​ ​​​ ‍‌​ ​​​ ‌ ‌‍‌‍‌‍​‌​ ‍ ‌ ‌​‌ ‍‌‌ ​​‌‍‌‌​ ‌‌‍ ‍‌‍‌‌‌ ‌ ‌ ​ ​ ‍ ‌ ​​‌‍​‌‌ ‌​‌‍‍​​ ‌‌‍​ ‌‍ ‌‍ ‍‌ ‌​‌‍‌‌‌‍ ‍‌ ‌​​‍‌‌​ ‌‌‌​​‍‌‌ ‌‍‍ ‌‍‌‌‌ ‍‌​‍‌‌​ ​ ‌​‌​​‍‌‌​ ​ ‌​‌​​‍‌‌​ ​‍​ ​‍​ ‌‍​ ‍‌‌‍​‌‌‍‌‍​ ​‍​ ​‌‌‍‌​‌‍‌​​ ‌‌​ ‌ ‌‍​‍​ ​‍​‍‌‌​ ​‍​ ​‍​‍‌‌​ ‌‌‌​‌​​‍ ‍‌‍​ ‌‍‍​‌‍‍‌‌‍ ​‌‍‌​‌ ​‍‌‍‌‌‌‍ ‍​‍‌‌​ ‌‌‌​​‍‌‌ ‌‍‍ ‌‍‌‌‌ ‍‌​‍‌‌​ ​ ‌​‌​​‍‌‌​ ​ ‌​‌​​‍‌‌​ ​‍​ ​‍​ ‍​​ ​‍‌‍‌‌​ ‍‌​ ‌‍​ ​‍​ ‍​​ ‌‌​ ​ ​ ‌ ​ ‌‌​ ​‌​‍‌‌​ ​‍​ ​‍​‍‌‌​ ‌‌‌​‌​​‍ ‍‌ ‌​‌‍‌‌‌ ‍​‌ ‌​​ ‌‍​‍‌‍​‌‌ ​ ‌‍‌‌‌‌‌‌‌ ​‍‌‍ ​​ ‌‌‍‍​‌ ‌​‌ ‌​‌ ​​​‍‌‌​ ​ ‌​​‌​‍‌‌​ ​‍‌​‌‍​‍‌‌​ ​‍‌​‌‍‌‍ ​‌‍ ‌‍​ ‌‍​‌‌‍ ​‌‍‍​‌‍ ‌ ​ ‌ ‌​​‍‌‌​ ​ ‌​​‌​ ​ ​ ​ ​ ​ ​ ​ ​‍‌‍‌‍‍‌‌‍‌​​ ‌​ ‌ ​ ‌‍​ ​ ​ ‌‌‌‍‌‌​ ​‌​ ‍​‌‍‌‍​‍ ‌‌‍‌‌​ ​​​ ​‌​ ‌ ​‍ ‌​ ‌​‌‍​ ‌‍‌​​ ‍​​‍ ‌​ ‍‌‌‍‌‍‌‍‌​​ ‌ ​‍ ‌‌‍‌‍​ ​‍​ ‌ ​ ​ ​ ​‍​ ‍​​ ​​​ ‍‌​ ​​​ ‌ ‌‍‌‍‌‍​‌​‍‌‍‌ ‌​‌ ‍‌‌ ​​‌‍‌‌​ ‌‌‍ ‍‌‍‌‌‌ ‌ ‌ ​ ​‍‌‍‌ ​​‌‍​‌‌ ‌​‌‍‍​​ ‌‌‍​ ‌‍ ‌‍ ‍‌ ‌​‌‍‌‌‌‍ ‍‌ ‌​​‍‌‌​ ‌‌‌​​‍‌‌ ‌‍‍ ‌‍‌‌‌ ‍‌​‍‌‌​ ​ ‌​‌​​‍‌‌​ ​ ‌​‌​​‍‌‌​ ​‍​ ​‍​ ‌‍​ ‍‌‌‍​‌‌‍‌‍​ ​‍​ ​‌‌‍‌​‌‍‌​​ ‌‌​ ‌ ‌‍​‍​ ​‍​‍‌‌​ ​‍​ ​‍​‍‌‌​ ‌‌‌​‌​​‍ ‍‌‍​ ‌‍‍​‌‍‍‌‌‍ ​‌‍‌​‌ ​‍‌‍‌‌‌‍ ‍​‍‌‌​ ‌‌‌​​‍‌‌ ‌‍‍ ‌‍‌‌‌ ‍‌​‍‌‌​ ​ ‌​‌​​‍‌‌​ ​ ‌​‌​​‍‌‌​ ​‍​ ​‍​ ‍​​ ​‍‌‍‌‌​ ‍‌​ ‌‍​ ​‍​ ‍​​ ‌‌​ ​ ​ ‌ ​ ‌‌​ ​‌​‍‌‌​ ​‍​ ​‍​‍‌‌​ ‌‌‌​‌​​‍ ‍‌ ‌​‌‍‌‌‌ ‍​‌ ‌​​‍‌‍‌ ​​‌‍‌‌‌ ​‍‌ ​ ‌ ​​‌‍‌‌‌‍​ ‌ ‌​‌‍‍‌‌ ‌‍‌‍‌‌​ ‌‌ ​​‌ ‌‌‌‍​‍‌‍ ​‌‍‍‌‌ ​ ‌‍‍​‌‍‌‌‌‍‌​​‍​‍‌ ‌
Europe is proving that the issue is not technology, as some here in Australia will try to have you believe. They are pouring concrete and standing up hundred-metre steel towers so that green steel can be in the
market from 2027. Australia can take the same pathway by putting the enabling policy settings in place.​​​​‌ ‍ ​‍​‍‌‍ ‌ ​‍‌‍‍‌‌‍‌ ‌‍‍‌‌‍ ‍​‍​‍​ ‍‍​‍​‍‌ ​ ‌‍​‌‌‍ ‍‌‍‍‌‌ ‌​‌ ‍‌​‍ ‍‌‍‍‌‌‍ ​‍​‍​‍ ​​‍​‍‌‍‍​‌ ​‍‌‍‌‌‌‍‌‍​‍​‍​ ‍‍​‍​‍‌‍‍​‌ ‌​‌ ‌​‌ ​​​ ‍‍​‍ ​‍ ‌‍ ​‌‍ ‌‍​ ‌‍​‌‌‍ ​‌‍‍​‌‍ ‌ ​ ‌ ‌​​ ‍‍​ ​ ​ ​ ​ ​ ​ ​ ​‍ ‌‍‍‌‌‍ ‍‌ ‌​‌‍‌‌‌‍ ‍‌ ‌​​‍ ‌‍‌‌‌‍‌​‌‍‍‌‌ ‌​​‍ ‌‍ ‌‌‍ ‌‍‌​‌‍‌‌​ ‌‌ ​​‌ ​‍‌‍‌‌‌ ​ ‌‍‌‌‌‍ ‍‌ ‌​‌‍​‌‌ ‌​‌‍‍‌‌‍ ‌‍ ‍​ ‍ ‌‍‍‌‌‍‌​​ ‌​ ‌ ​ ‌‍​ ​ ​ ‌‌‌‍‌‌​ ​‌​ ‍​‌‍‌‍​‍ ‌‌‍‌‌​ ​​​ ​‌​ ‌ ​‍ ‌​ ‌​‌‍​ ‌‍‌​​ ‍​​‍ ‌​ ‍‌‌‍‌‍‌‍‌​​ ‌ ​‍ ‌‌‍‌‍​ ​‍​ ‌ ​ ​ ​ ​‍​ ‍​​ ​​​ ‍‌​ ​​​ ‌ ‌‍‌‍‌‍​‌​ ‍ ‌ ‌​‌ ‍‌‌ ​​‌‍‌‌​ ‌‌‍ ‍‌‍‌‌‌ ‌ ‌ ​ ​ ‍ ‌ ​​‌‍​‌‌ ‌​‌‍‍​​ ‌‌‍​ ‌‍ ‌‍ ‍‌ ‌​‌‍‌‌‌‍ ‍‌ ‌​​‍‌‌​ ‌‌‌​​‍‌‌ ‌‍‍ ‌‍‌‌‌ ‍‌​‍‌‌​ ​ ‌​‌​​‍‌‌​ ​ ‌​‌​​‍‌‌​ ​‍​ ​‍‌‍​‌​ ​​‌‍‌​​ ​‍​ ‌‍​ ‌‍​ ​‍​ ‍​‌‍‌​‌‍​‌​ ​‍‌‍‌‌​‍‌‌​ ​‍​ ​‍​‍‌‌​ ‌‌‌​‌​​‍ ‍‌‍​ ‌‍‍​‌‍‍‌‌‍ ​‌‍‌​‌ ​‍‌‍‌‌‌‍ ‍​‍‌‌​ ‌‌‌​​‍‌‌ ‌‍‍ ‌‍‌‌‌ ‍‌​‍‌‌​ ​ ‌​‌​​‍‌‌​ ​ ‌​‌​​‍‌‌​ ​‍​ ​‍‌‍​ ​ ‌‌​ ​‍‌‍‌​​ ‌​​ ​​​ ​‌‌‍‌‍​ ​‍‌‍‌‍​ ‌ ​ ‌‍​‍‌‌​ ​‍​ ​‍​‍‌‌​ ‌‌‌​‌​​‍ ‍‌ ‌​‌‍‌‌‌ ‍​‌ ‌​​ ‌‍​‍‌‍​‌‌ ​ ‌‍‌‌‌‌‌‌‌ ​‍‌‍ ​​ ‌‌‍‍​‌ ‌​‌ ‌​‌ ​​​‍‌‌​ ​ ‌​​‌​‍‌‌​ ​‍‌​‌‍​‍‌‌​ ​‍‌​‌‍‌‍ ​‌‍ ‌‍​ ‌‍​‌‌‍ ​‌‍‍​‌‍ ‌ ​ ‌ ‌​​‍‌‌​ ​ ‌​​‌​ ​ ​ ​ ​ ​ ​ ​ ​‍‌‍‌‍‍‌‌‍‌​​ ‌​ ‌ ​ ‌‍​ ​ ​ ‌‌‌‍‌‌​ ​‌​ ‍​‌‍‌‍​‍ ‌‌‍‌‌​ ​​​ ​‌​ ‌ ​‍ ‌​ ‌​‌‍​ ‌‍‌​​ ‍​​‍ ‌​ ‍‌‌‍‌‍‌‍‌​​ ‌ ​‍ ‌‌‍‌‍​ ​‍​ ‌ ​ ​ ​ ​‍​ ‍​​ ​​​ ‍‌​ ​​​ ‌ ‌‍‌‍‌‍​‌​‍‌‍‌ ‌​‌ ‍‌‌ ​​‌‍‌‌​ ‌‌‍ ‍‌‍‌‌‌ ‌ ‌ ​ ​‍‌‍‌ ​​‌‍​‌‌ ‌​‌‍‍​​ ‌‌‍​ ‌‍ ‌‍ ‍‌ ‌​‌‍‌‌‌‍ ‍‌ ‌​​‍‌‌​ ‌‌‌​​‍‌‌ ‌‍‍ ‌‍‌‌‌ ‍‌​‍‌‌​ ​ ‌​‌​​‍‌‌​ ​ ‌​‌​​‍‌‌​ ​‍​ ​‍‌‍​‌​ ​​‌‍‌​​ ​‍​ ‌‍​ ‌‍​ ​‍​ ‍​‌‍‌​‌‍​‌​ ​‍‌‍‌‌​‍‌‌​ ​‍​ ​‍​‍‌‌​ ‌‌‌​‌​​‍ ‍‌‍​ ‌‍‍​‌‍‍‌‌‍ ​‌‍‌​‌ ​‍‌‍‌‌‌‍ ‍​‍‌‌​ ‌‌‌​​‍‌‌ ‌‍‍ ‌‍‌‌‌ ‍‌​‍‌‌​ ​ ‌​‌​​‍‌‌​ ​ ‌​‌​​‍‌‌​ ​‍​ ​‍‌‍​ ​ ‌‌​ ​‍‌‍‌​​ ‌​​ ​​​ ​‌‌‍‌‍​ ​‍‌‍‌‍​ ‌ ​ ‌‍​‍‌‌​ ​‍​ ​‍​‍‌‌​ ‌‌‌​‌​​‍ ‍‌ ‌​‌‍‌‌‌ ‍​‌ ‌​​‍‌‍‌ ​​‌‍‌‌‌ ​‍‌ ​ ‌ ​​‌‍‌‌‌‍​ ‌ ‌​‌‍‍‌‌ ‌‍‌‍‌‌​ ‌‌ ​​‌ ‌‌‌‍​‍‌‍ ​‌‍‍‌‌ ​ ‌‍‍​‌‍‌‌‌‍‌​​‍​‍‌ ‌
Baethan Mullen​​​​‌ ‍ ​‍​‍‌‍ ‌ ​‍‌‍‍‌‌‍‌ ‌‍‍‌‌‍ ‍​‍​‍​ ‍‍​‍​‍‌ ​ ‌‍​‌‌‍ ‍‌‍‍‌‌ ‌​‌ ‍‌​‍ ‍‌‍‍‌‌‍ ​‍​‍​‍ ​​‍​‍‌‍‍​‌ ​‍‌‍‌‌‌‍‌‍​‍​‍​ ‍‍​‍​‍‌‍‍​‌ ‌​‌ ‌​‌ ​​​ ‍‍​‍ ​‍ ‌‍ ​‌‍ ‌‍​ ‌‍​‌‌‍ ​‌‍‍​‌‍ ‌ ​ ‌ ‌​​ ‍‍​ ​ ​ ​ ​ ​ ​ ​ ​‍ ‌‍‍‌‌‍ ‍‌ ‌​‌‍‌‌‌‍ ‍‌ ‌​​‍ ‌‍‌‌‌‍‌​‌‍‍‌‌ ‌​​‍ ‌‍ ‌‌‍ ‌‍‌​‌‍‌‌​ ‌‌ ​​‌ ​‍‌‍‌‌‌ ​ ‌‍‌‌‌‍ ‍‌ ‌​‌‍​‌‌ ‌​‌‍‍‌‌‍ ‌‍ ‍​ ‍ ‌‍‍‌‌‍‌​​ ‌​ ​‍‌‍​‍​ ‌​​ ​‌​ ​‍‌‍​‍‌‍​‌‌‍​‌​‍ ‌​ ‍​​ ​​​ ‍‌​ ​‍​‍ ‌​ ‌​‌‍​‍​ ‍​​ ‌ ​‍ ‌‌‍​‍‌‍‌​‌‍‌‌​ ‌‌​‍ ‌​ ​ ‌‍‌​‌‍​‌​ ‌​​ ‌‌​ ​‍​ ‍​​ ‍‌​ ‍‌​ ​ ​ ​ ​ ‍‌​ ‍ ‌ ‌​‌ ‍‌‌ ​​‌‍‌‌​ ‌‌‍​‌‌ ‌‌‌ ‌​‌‍‍​‌‍ ‌ ​‍​ ‍ ‌ ​​‌‍​‌‌ ‌​‌‍‍​​ ‌‌‍ ‍‌‍​‌‌‍ ‌‌‍‌‌​ ‌‍​‍‌‍​‌‌ ​ ‌‍‌‌‌‌‌‌‌ ​‍‌‍ ​​ ‌‌‍‍​‌ ‌​‌ ‌​‌ ​​​‍‌‌​ ​ ‌​​‌​‍‌‌​ ​‍‌​‌‍​‍‌‌​ ​‍‌​‌‍‌‍ ​‌‍ ‌‍​ ‌‍​‌‌‍ ​‌‍‍​‌‍ ‌ ​ ‌ ‌​​‍‌‌​ ​ ‌​​‌​ ​ ​ ​ ​ ​ ​ ​ ​‍‌‍‌‍‍‌‌‍‌​​ ‌​ ​‍‌‍​‍​ ‌​​ ​‌​ ​‍‌‍​‍‌‍​‌‌‍​‌​‍ ‌​ ‍​​ ​​​ ‍‌​ ​‍​‍ ‌​ ‌​‌‍​‍​ ‍​​ ‌ ​‍ ‌‌‍​‍‌‍‌​‌‍‌‌​ ‌‌​‍ ‌​ ​ ‌‍‌​‌‍​‌​ ‌​​ ‌‌​ ​‍​ ‍​​ ‍‌​ ‍‌​ ​ ​ ​ ​ ‍‌​‍‌‍‌ ‌​‌ ‍‌‌ ​​‌‍‌‌​ ‌‌‍​‌‌ ‌‌‌ ‌​‌‍‍​‌‍ ‌ ​‍​‍‌‍‌ ​​‌‍​‌‌ ‌​‌‍‍​​ ‌‌‍ ‍‌‍​‌‌‍ ‌‌‍‌‌​‍‌‍‌ ​​‌‍‌‌‌ ​‍‌ ​ ‌ ​​‌‍‌‌‌‍​ ‌ ‌​‌‍‍‌‌ ‌‍‌‍‌‌​ ‌‌ ​​‌ ‌‌‌‍​‍‌‍ ​‌‍‍‌‌ ​ ‌‍‍​‌‍‌‌‌‍‌​​‍​‍‌ ‌
Chief Executive Officer​​​​‌ ‍ ​‍​‍‌‍ ‌ ​‍‌‍‍‌‌‍‌ ‌‍‍‌‌‍ ‍​‍​‍​ ‍‍​‍​‍‌ ​ ‌‍​‌‌‍ ‍‌‍‍‌‌ ‌​‌ ‍‌​‍ ‍‌‍‍‌‌‍ ​‍​‍​‍ ​​‍​‍‌‍‍​‌ ​‍‌‍‌‌‌‍‌‍​‍​‍​ ‍‍​‍​‍‌‍‍​‌ ‌​‌ ‌​‌ ​​​ ‍‍​‍ ​‍ ‌‍ ​‌‍ ‌‍​ ‌‍​‌‌‍ ​‌‍‍​‌‍ ‌ ​ ‌ ‌​​ ‍‍​ ​ ​ ​ ​ ​ ​ ​ ​‍ ‌‍‍‌‌‍ ‍‌ ‌​‌‍‌‌‌‍ ‍‌ ‌​​‍ ‌‍‌‌‌‍‌​‌‍‍‌‌ ‌​​‍ ‌‍ ‌‌‍ ‌‍‌​‌‍‌‌​ ‌‌ ​​‌ ​‍‌‍‌‌‌ ​ ‌‍‌‌‌‍ ‍‌ ‌​‌‍​‌‌ ‌​‌‍‍‌‌‍ ‌‍ ‍​ ‍ ‌‍‍‌‌‍‌​​ ‌​ ​‍‌‍​‍​ ‌​​ ​‌​ ​‍‌‍​‍‌‍​‌‌‍​‌​‍ ‌​ ‍​​ ​​​ ‍‌​ ​‍​‍ ‌​ ‌​‌‍​‍​ ‍​​ ‌ ​‍ ‌‌‍​‍‌‍‌​‌‍‌‌​ ‌‌​‍ ‌​ ​ ‌‍‌​‌‍​‌​ ‌​​ ‌‌​ ​‍​ ‍​​ ‍‌​ ‍‌​ ​ ​ ​ ​ ‍‌​ ‍ ‌ ‌​‌ ‍‌‌ ​​‌‍‌‌​ ‌‌‍​‌‌ ‌‌‌ ‌​‌‍‍​‌‍ ‌ ​‍​ ‍ ‌ ​​‌‍​‌‌ ‌​‌‍‍​​ ‌‌ ‌​‌‍‍‌‌ ‌​‌‍ ​‌‍‌‌​ ‌‍​‍‌‍​‌‌ ​ ‌‍‌‌‌‌‌‌‌ ​‍‌‍ ​​ ‌‌‍‍​‌ ‌​‌ ‌​‌ ​​​‍‌‌​ ​ ‌​​‌​‍‌‌​ ​‍‌​‌‍​‍‌‌​ ​‍‌​‌‍‌‍ ​‌‍ ‌‍​ ‌‍​‌‌‍ ​‌‍‍​‌‍ ‌ ​ ‌ ‌​​‍‌‌​ ​ ‌​​‌​ ​ ​ ​ ​ ​ ​ ​ ​‍‌‍‌‍‍‌‌‍‌​​ ‌​ ​‍‌‍​‍​ ‌​​ ​‌​ ​‍‌‍​‍‌‍​‌‌‍​‌​‍ ‌​ ‍​​ ​​​ ‍‌​ ​‍​‍ ‌​ ‌​‌‍​‍​ ‍​​ ‌ ​‍ ‌‌‍​‍‌‍‌​‌‍‌‌​ ‌‌​‍ ‌​ ​ ‌‍‌​‌‍​‌​ ‌​​ ‌‌​ ​‍​ ‍​​ ‍‌​ ‍‌​ ​ ​ ​ ​ ‍‌​‍‌‍‌ ‌​‌ ‍‌‌ ​​‌‍‌‌​ ‌‌‍​‌‌ ‌‌‌ ‌​‌‍‍​‌‍ ‌ ​‍​‍‌‍‌ ​​‌‍​‌‌ ‌​‌‍‍​​ ‌‌ ‌​‌‍‍‌‌ ‌​‌‍ ​‌‍‌‌​‍‌‍‌ ​​‌‍‌‌‌ ​‍‌ ​ ‌ ​​‌‍‌‌‌‍​ ‌ ‌​‌‍‍‌‌ ‌‍‌‍‌‌​ ‌‌ ​​‌ ‌‌‌‍​‍‌‍ ​‌‍‍‌‌ ​ ‌‍‍​‌‍‌‌‌‍‌​​‍​‍‌ ‌
Baethan Mullen has over 20 years of experience in public policy, economics and advocacy. Prior to joining the Superpower Institute, Baethan was General Manager of Economics & International at the ACCC,
and led the largest energy efficiency program in Australia as Executive Director at the Essential Services Commission. ​​​​‌ ‍ ​‍​‍‌‍ ‌ ​‍‌‍‍‌‌‍‌ ‌‍‍‌‌‍ ‍​‍​‍​ ‍‍​‍​‍‌ ​ ‌‍​‌‌‍ ‍‌‍‍‌‌ ‌​‌ ‍‌​‍ ‍‌‍‍‌‌‍ ​‍​‍​‍ ​​‍​‍‌‍‍​‌ ​‍‌‍‌‌‌‍‌‍​‍​‍​ ‍‍​‍​‍‌‍‍​‌ ‌​‌ ‌​‌ ​​​ ‍‍​‍ ​‍ ‌‍ ​‌‍ ‌‍​ ‌‍​‌‌‍ ​‌‍‍​‌‍ ‌ ​ ‌ ‌​​ ‍‍​ ​ ​ ​ ​ ​ ​ ​ ​‍ ‌‍‍‌‌‍ ‍‌ ‌​‌‍‌‌‌‍ ‍‌ ‌​​‍ ‌‍‌‌‌‍‌​‌‍‍‌‌ ‌​​‍ ‌‍ ‌‌‍ ‌‍‌​‌‍‌‌​ ‌‌ ​​‌ ​‍‌‍‌‌‌ ​ ‌‍‌‌‌‍ ‍‌ ‌​‌‍​‌‌ ‌​‌‍‍‌‌‍ ‌‍ ‍​ ‍ ‌‍‍‌‌‍‌​​ ‌​ ​‍‌‍​‍​ ‌​​ ​‌​ ​‍‌‍​‍‌‍​‌‌‍​‌​‍ ‌​ ‍​​ ​​​ ‍‌​ ​‍​‍ ‌​ ‌​‌‍​‍​ ‍​​ ‌ ​‍ ‌‌‍​‍‌‍‌​‌‍‌‌​ ‌‌​‍ ‌​ ​ ‌‍‌​‌‍​‌​ ‌​​ ‌‌​ ​‍​ ‍​​ ‍‌​ ‍‌​ ​ ​ ​ ​ ‍‌​ ‍ ‌ ‌​‌ ‍‌‌ ​​‌‍‌‌​ ‌‌‍​‌‌ ‌‌‌ ‌​‌‍‍​‌‍ ‌ ​‍​ ‍ ‌ ​​‌‍​‌‌ ‌​‌‍‍​​ ‌‌‍‌​‌‍‌‌‌ ​ ‌‍​ ‌ ​‍‌‍‍‌‌ ​​‌ ‌​‌‍‍‌‌‍ ‌‍ ‍​ ‌‍​‍‌‍​‌‌ ​ ‌‍‌‌‌‌‌‌‌ ​‍‌‍ ​​ ‌‌‍‍​‌ ‌​‌ ‌​‌ ​​​‍‌‌​ ​ ‌​​‌​‍‌‌​ ​‍‌​‌‍​‍‌‌​ ​‍‌​‌‍‌‍ ​‌‍ ‌‍​ ‌‍​‌‌‍ ​‌‍‍​‌‍ ‌ ​ ‌ ‌​​‍‌‌​ ​ ‌​​‌​ ​ ​ ​ ​ ​ ​ ​ ​‍‌‍‌‍‍‌‌‍‌​​ ‌​ ​‍‌‍​‍​ ‌​​ ​‌​ ​‍‌‍​‍‌‍​‌‌‍​‌​‍ ‌​ ‍​​ ​​​ ‍‌​ ​‍​‍ ‌​ ‌​‌‍​‍​ ‍​​ ‌ ​‍ ‌‌‍​‍‌‍‌​‌‍‌‌​ ‌‌​‍ ‌​ ​ ‌‍‌​‌‍​‌​ ‌​​ ‌‌​ ​‍​ ‍​​ ‍‌​ ‍‌​ ​ ​ ​ ​ ‍‌​‍‌‍‌ ‌​‌ ‍‌‌ ​​‌‍‌‌​ ‌‌‍​‌‌ ‌‌‌ ‌​‌‍‍​‌‍ ‌ ​‍​‍‌‍‌ ​​‌‍​‌‌ ‌​‌‍‍​​ ‌‌‍‌​‌‍‌‌‌ ​ ‌‍​ ‌ ​‍‌‍‍‌‌ ​​‌ ‌​‌‍‍‌‌‍ ‌‍ ‍​‍‌‍‌ ​​‌‍‌‌‌ ​‍‌ ​ ‌ ​​‌‍‌‌‌‍​ ‌ ‌​‌‍‍‌‌ ‌‍‌‍‌‌​ ‌‌ ​​‌ ‌‌‌‍​‍‌‍ ​‌‍‍‌‌ ​ ‌‍‍​‌‍‌‌‌‍‌​​‍​‍‌ ‌
Share
Related News & Media
Article
Jul 9, 2026
‘Drill baby drill’ is a slogan not a strategy​​​​‌ ‍ ​‍​‍‌‍ ‌ ​‍‌‍‍‌‌‍‌ ‌‍‍‌‌‍ ‍​‍​‍​ ‍‍​‍​‍‌ ​ ‌‍​‌‌‍ ‍‌‍‍‌‌ ‌​‌ ‍‌​‍ ‍‌‍‍‌‌‍ ​‍​‍​‍ ​​‍​‍‌‍‍​‌ ​‍‌‍‌‌‌‍‌‍​‍​‍​ ‍‍​‍​‍‌‍‍​‌ ‌​‌ ‌​‌ ​​​ ‍‍​‍ ​‍ ‌‍ ​‌‍ ‌‍​ ‌‍​‌‌‍ ​‌‍‍​‌‍ ‌ ​ ‌ ‌​​ ‍‍​ ​ ​ ​ ​ ​ ​ ​ ​‍ ‌‍‍‌‌‍ ‍‌ ‌​‌‍‌‌‌‍ ‍‌ ‌​​‍ ‌‍‌‌‌‍‌​‌‍‍‌‌ ‌​​‍ ‌‍ ‌‌‍ ‌‍‌​‌‍‌‌​ ‌‌ ​​‌ ​‍‌‍‌‌‌ ​ ‌‍‌‌‌‍ ‍‌ ‌​‌‍​‌‌ ‌​‌‍‍‌‌‍ ‌‍ ‍​ ‍ ‌‍‍‌‌‍‌​​ ‌‌‍​‍‌‍‌‌‌‍‌​‌‍​‍‌‍​‌​ ‌​‌‍​ ​ ​‌​‍ ‌​ ​​​ ​‍​ ‌​‌‍​‌​‍ ‌​ ‌​​ ‌‌​ ‍​​ ‌ ​‍ ‌​ ‍‌​ ​‍​ ​​‌‍‌​​‍ ‌​ ​‌​ ​‌​ ‍‌​ ‌ ​ ‌‌‌‍​ ‌‍​‌​ ​ ​ ‌​​ ‌​​ ​​​ ‌‍​ ‍ ‌ ‌​‌ ‍‌‌ ​​‌‍‌‌​ ‌‌‍ ‍‌‍‌‌‌ ‌ ‌ ​ ​ ‍ ‌ ​​‌‍​‌‌ ‌​‌‍‍​​ ‌‌ ‌​‌‍‍‌‌ ‌​‌‍ ​‌‍‌‌​ ‌‍​‍‌‍​‌‌ ​ ‌‍‌‌‌‌‌‌‌ ​‍‌‍ ​​ ‌‌‍‍​‌ ‌​‌ ‌​‌ ​​​‍‌‌​ ​ ‌​​‌​‍‌‌​ ​‍‌​‌‍​‍‌‌​ ​‍‌​‌‍‌‍ ​‌‍ ‌‍​ ‌‍​‌‌‍ ​‌‍‍​‌‍ ‌ ​ ‌ ‌​​‍‌‌​ ​ ‌​​‌​ ​ ​ ​ ​ ​ ​ ​ ​‍‌‍‌‍‍‌‌‍‌​​ ‌‌‍​‍‌‍‌‌‌‍‌​‌‍​‍‌‍​‌​ ‌​‌‍​ ​ ​‌​‍ ‌​ ​​​ ​‍​ ‌​‌‍​‌​‍ ‌​ ‌​​ ‌‌​ ‍​​ ‌ ​‍ ‌​ ‍‌​ ​‍​ ​​‌‍‌​​‍ ‌​ ​‌​ ​‌​ ‍‌​ ‌ ​ ‌‌‌‍​ ‌‍​‌​ ​ ​ ‌​​ ‌​​ ​​​ ‌‍​‍‌‍‌ ‌​‌ ‍‌‌ ​​‌‍‌‌​ ‌‌‍ ‍‌‍‌‌‌ ‌ ‌ ​ ​‍‌‍‌ ​​‌‍​‌‌ ‌​‌‍‍​​ ‌‌ ‌​‌‍‍‌‌ ‌​‌‍ ​‌‍‌‌​‍‌‍‌ ​​‌‍‌‌‌ ​‍‌ ​ ‌ ​​‌‍‌‌‌‍​ ‌ ‌​‌‍‍‌‌ ‌‍‌‍‌‌​ ‌‌ ​​‌ ‌‌‌‍​‍‌‍ ​‌‍‍‌‌ ​ ‌‍‍​‌‍‌‌‌‍‌​​‍​‍‌ ‌
Baethan Mullen​​​​‌ ‍ ​‍​‍‌‍ ‌ ​‍‌‍‍‌‌‍‌ ‌‍‍‌‌‍ ‍​‍​‍​ ‍‍​‍​‍‌ ​ ‌‍​‌‌‍ ‍‌‍‍‌‌ ‌​‌ ‍‌​‍ ‍‌‍‍‌‌‍ ​‍​‍​‍ ​​‍​‍‌‍‍​‌ ​‍‌‍‌‌‌‍‌‍​‍​‍​ ‍‍​‍​‍‌‍‍​‌ ‌​‌ ‌​‌ ​​​ ‍‍​‍ ​‍ ‌‍ ​‌‍ ‌‍​ ‌‍​‌‌‍ ​‌‍‍​‌‍ ‌ ​ ‌ ‌​​ ‍‍​ ​ ​ ​ ​ ​ ​ ​ ​‍ ‌‍‍‌‌‍ ‍‌ ‌​‌‍‌‌‌‍ ‍‌ ‌​​‍ ‌‍‌‌‌‍‌​‌‍‍‌‌ ‌​​‍ ‌‍ ‌‌‍ ‌‍‌​‌‍‌‌​ ‌‌ ​​‌ ​‍‌‍‌‌‌ ​ ‌‍‌‌‌‍ ‍‌ ‌​‌‍​‌‌ ‌​‌‍‍‌‌‍ ‌‍ ‍​ ‍ ‌‍‍‌‌‍‌​​ ‌​ ​‍‌‍​‍​ ‌​​ ​‌​ ​‍‌‍​‍‌‍​‌‌‍​‌​‍ ‌​ ‍​​ ​​​ ‍‌​ ​‍​‍ ‌​ ‌​‌‍​‍​ ‍​​ ‌ ​‍ ‌‌‍​‍‌‍‌​‌‍‌‌​ ‌‌​‍ ‌​ ​ ‌‍‌​‌‍​‌​ ‌​​ ‌‌​ ​‍​ ‍​​ ‍‌​ ‍‌​ ​ ​ ​ ​ ‍‌​ ‍ ‌ ‌​‌ ‍‌‌ ​​‌‍‌‌​ ‌‌‍​‌‌ ‌‌‌ ‌​‌‍‍​‌‍ ‌ ​‍​ ‍ ‌ ​​‌‍​‌‌ ‌​‌‍‍​​ ‌‌‍ ‍‌‍​‌‌‍ ‌‌‍‌‌​ ‌‍​‍‌‍​‌‌ ​ ‌‍‌‌‌‌‌‌‌ ​‍‌‍ ​​ ‌‌‍‍​‌ ‌​‌ ‌​‌ ​​​‍‌‌​ ​ ‌​​‌​‍‌‌​ ​‍‌​‌‍​‍‌‌​ ​‍‌​‌‍‌‍ ​‌‍ ‌‍​ ‌‍​‌‌‍ ​‌‍‍​‌‍ ‌ ​ ‌ ‌​​‍‌‌​ ​ ‌​​‌​ ​ ​ ​ ​ ​ ​ ​ ​‍‌‍‌‍‍‌‌‍‌​​ ‌​ ​‍‌‍​‍​ ‌​​ ​‌​ ​‍‌‍​‍‌‍​‌‌‍​‌​‍ ‌​ ‍​​ ​​​ ‍‌​ ​‍​‍ ‌​ ‌​‌‍​‍​ ‍​​ ‌ ​‍ ‌‌‍​‍‌‍‌​‌‍‌‌​ ‌‌​‍ ‌​ ​ ‌‍‌​‌‍​‌​ ‌​​ ‌‌​ ​‍​ ‍​​ ‍‌​ ‍‌​ ​ ​ ​ ​ ‍‌​‍‌‍‌ ‌​‌ ‍‌‌ ​​‌‍‌‌​ ‌‌‍​‌‌ ‌‌‌ ‌​‌‍‍​‌‍ ‌ ​‍​‍‌‍‌ ​​‌‍​‌‌ ‌​‌‍‍​​ ‌‌‍ ‍‌‍​‌‌‍ ‌‌‍‌‌​‍‌‍‌ ​​‌‍‌‌‌ ​‍‌ ​ ‌ ​​‌‍‌‌‌‍​ ‌ ‌​‌‍‍‌‌ ‌‍‌‍‌‌​ ‌‌ ​​‌ ‌‌‌‍​‍‌‍ ​‌‍‍‌‌ ​ ‌‍‍​‌‍‌‌‌‍‌​​‍​‍‌ ‌
&